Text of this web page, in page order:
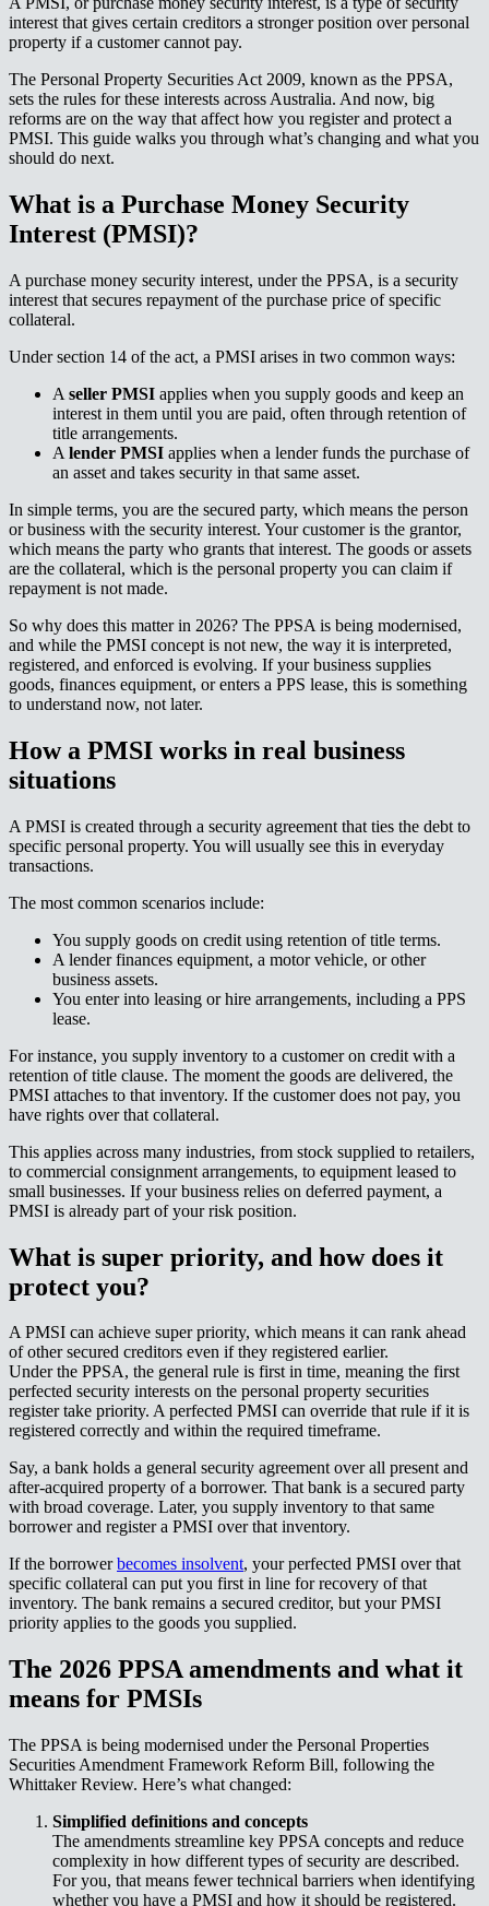
interest that gives certain creditors a stronger position over personal
property if a customer cannot pay.​​​​‌ ‍ ​‍​‍‌‍ ‌ ​‍‌‍‍‌‌‍‌ ‌‍‍‌‌‍ ‍​‍​‍​ ‍‍​‍​‍‌ ​ ‌‍​‌‌‍ ‍‌‍‍‌‌ ‌​‌ ‍‌​‍ ‍‌‍‍‌‌‍ ​‍​‍​‍ ​​‍​‍‌‍‍​‌ ​‍‌‍‌‌‌‍‌‍​‍​‍​ ‍‍​‍​‍‌‍‍​‌ ‌​‌ ‌​‌ ​​‌ ​ ​ ‍‍​‍ ​‍ ‌‍ ‌‌‍​‌‌‍​ ‌‍‍ ‌‍​‌‌ ‍‌​‍ ‌‌‍‌ ‌‍ ‌‍ ‌‍‌​‌ ‌ ‌‍‍‌‌‍ ‍​‍ ‍‌ ​ ‌‍​‌‌‍ ‍‌‍‍‌‌ ‌​‌ ‍‌​‍ ‍‌ ​ ‌ ‌​‌ ‌‌‌‍‌​‌‍‍‌‌‍ ​‍ ‌ ​ ‌ ‌​‌ ‌‌‌‍‌​‌‍‍‌‌‍ ​‍ ‌‍‍‌‌‍ ‍‌ ‌​‌‍‌‌‌‍ ‍‌ ‌​​‍ ‌‍‌‌‌‍‌​‌‍‍‌‌ ‌​​‍ ‌‍ ‌‌‍ ‌‍‌​‌‍‌‌​ ‌‌ ​​‌ ​‍‌‍‌‌‌ ​ ‌‍‌‌‌‍ ‍‌ ‌​‌‍​‌‌ ‌​‌‍‍‌‌‍ ‌‍ ‍​ ‍ ‌‍‍‌‌‍‌​​ ‌​ ‍​​ ‌​​ ​​‌‍​ ​ ‌​​ ‍​​ ‌​​ ​‍​‍ ‌‌‍​‌​ ​ ‌‍​‍‌‍​‍​‍ ‌​ ‌​​ ​ ‌‍‌‌​ ‌ ​‍ ‌‌‍​‌‌‍‌‌‌‍‌‌​ ‌​​‍ ‌‌‍‌‍‌‍​‌​ ‌ ‌‍​‍​ ​‌​ ​ ​ ‌‍​ ​‌‌‍​ ​ ‍​‌‍​ ‌‍‌‌​ ‍ ‌ ‌​‌ ‍‌‌ ​​‌‍‌‌​ ‌‌ ​​‌‍ ‌ ​ ‌ ‌​​ ‍ ‌ ​​‌‍​‌‌ ‌​‌‍‍​​ ‌‌‍​ ‌‍ ‌‍ ‍‌ ‌​‌‍‌‌‌‍ ‍‌ ‌​​‍‌‌​ ‌‌‌​​‍‌‌ ‌‍‍ ‌‍‌‌‌ ‍‌​‍‌‌​ ​ ‌​‌​​‍‌‌​ ​ ‌​‌​​‍‌‌​ ​‍​ ​‍​ ​ ​ ‌​‌‍​‌​ ‌‌‌‍‌‌​ ‌ ​ ‌ ​ ‌‍​ ‌​​ ‍‌​ ​‌​ ​‌​‍‌‌​ ​‍​ ​‍​‍‌‌​ ‌‌‌​‌​​‍ ‍‌‍​ ‌‍‍​‌‍‍‌‌‍ ​‌‍‌​‌ ​‍‌‍‌‌‌‍ ‍​‍‌‌​ ‌‌‌​​‍‌‌ ‌‍‍ ‌‍‌‌‌ ‍‌​‍‌‌​ ​ ‌​‌​​‍‌‌​ ​ ‌​‌​​‍‌‌​ ​‍​ ​‍​ ‍​​ ‌‍​ ‍‌‌‍‌‍​ ‌‍‌‍‌‌​ ‍​‌‍‌​‌‍‌‍​ ​​​ ​​​ ‌ ​‍‌‌​ ​‍​ ​‍​‍‌‌​ ‌‌‌​‌​​‍ ‍‌ ‌​‌‍‌‌‌ ‍​‌ ‌​​ ‌‍​‍‌‍​‌‌ ​ ‌‍‌‌‌‌‌‌‌ ​‍‌‍ ​​ ‌‌‍‍​‌ ‌​‌ ‌​‌ ​​‌ ​ ​‍‌‌​ ​ ‌​​‌​‍‌‌​ ​‍‌​‌‍​‍‌‌​ ​‍‌​‌‍‌‍ ‌‌‍​‌‌‍​ ‌‍‍ ‌‍​‌‌ ‍‌​‍ ‌‌‍‌ ‌‍ ‌‍ ‌‍‌​‌ ‌ ‌‍‍‌‌‍ ‍​‍ ‍‌ ​ ‌‍​‌‌‍ ‍‌‍‍‌‌ ‌​‌ ‍‌​‍ ‍‌ ​ ‌ ‌​‌ ‌‌‌‍‌​‌‍‍‌‌‍ ​‍‌‌​ ​‍‌​‌‍‌ ​ ‌ ‌​‌ ‌‌‌‍‌​‌‍‍‌‌‍ ​‍‌‍‌‍‍‌‌‍‌​​ ‌​ ‍​​ ‌​​ ​​‌‍​ ​ ‌​​ ‍​​ ‌​​ ​‍​‍ ‌‌‍​‌​ ​ ‌‍​‍‌‍​‍​‍ ‌​ ‌​​ ​ ‌‍‌‌​ ‌ ​‍ ‌‌‍​‌‌‍‌‌‌‍‌‌​ ‌​​‍ ‌‌‍‌‍‌‍​‌​ ‌ ‌‍​‍​ ​‌​ ​ ​ ‌‍​ ​‌‌‍​ ​ ‍​‌‍​ ‌‍‌‌​‍‌‍‌ ‌​‌ ‍‌‌ ​​‌‍‌‌​ ‌‌ ​​‌‍ ‌ ​ ‌ ‌​​‍‌‍‌ ​​‌‍​‌‌ ‌​‌‍‍​​ ‌‌‍​ ‌‍ ‌‍ ‍‌ ‌​‌‍‌‌‌‍ ‍‌ ‌​​‍‌‌​ ‌‌‌​​‍‌‌ ‌‍‍ ‌‍‌‌‌ ‍‌​‍‌‌​ ​ ‌​‌​​‍‌‌​ ​ ‌​‌​​‍‌‌​ ​‍​ ​‍​ ​ ​ ‌​‌‍​‌​ ‌‌‌‍‌‌​ ‌ ​ ‌ ​ ‌‍​ ‌​​ ‍‌​ ​‌​ ​‌​‍‌‌​ ​‍​ ​‍​‍‌‌​ ‌‌‌​‌​​‍ ‍‌‍​ ‌‍‍​‌‍‍‌‌‍ ​‌‍‌​‌ ​‍‌‍‌‌‌‍ ‍​‍‌‌​ ‌‌‌​​‍‌‌ ‌‍‍ ‌‍‌‌‌ ‍‌​‍‌‌​ ​ ‌​‌​​‍‌‌​ ​ ‌​‌​​‍‌‌​ ​‍​ ​‍​ ‍​​ ‌‍​ ‍‌‌‍‌‍​ ‌‍‌‍‌‌​ ‍​‌‍‌​‌‍‌‍​ ​​​ ​​​ ‌ ​‍‌‌​ ​‍​ ​‍​‍‌‌​ ‌‌‌​‌​​‍ ‍‌ ‌​‌‍‌‌‌ ‍​‌ ‌​​‍‌‍‌ ​​‌‍‌‌‌ ​‍‌ ​ ‌ ​​‌‍‌‌‌‍​ ‌ ‌​‌‍‍‌‌ ‌‍‌‍‌‌​ ‌‌ ​​‌ ‌‌‌‍​‍‌‍ ​‌‍‍‌‌ ​ ‌‍‍​‌‍‌‌‌‍‌​​‍​‍‌ ‌
The Personal Property Securities Act 2009, known as the PPSA,
sets the rules for these interests across Australia. And now, big
reforms are on the way that affect how you register and protect a
PMSI. This guide walks you through what’s changing and what you
should do next.​​​​‌ ‍ ​‍​‍‌‍ ‌ ​‍‌‍‍‌‌‍‌ ‌‍‍‌‌‍ ‍​‍​‍​ ‍‍​‍​‍‌ ​ ‌‍​‌‌‍ ‍‌‍‍‌‌ ‌​‌ ‍‌​‍ ‍‌‍‍‌‌‍ ​‍​‍​‍ ​​‍​‍‌‍‍​‌ ​‍‌‍‌‌‌‍‌‍​‍​‍​ ‍‍​‍​‍‌‍‍​‌ ‌​‌ ‌​‌ ​​‌ ​ ​ ‍‍​‍ ​‍ ‌‍ ‌‌‍​‌‌‍​ ‌‍‍ ‌‍​‌‌ ‍‌​‍ ‌‌‍‌ ‌‍ ‌‍ ‌‍‌​‌ ‌ ‌‍‍‌‌‍ ‍​‍ ‍‌ ​ ‌‍​‌‌‍ ‍‌‍‍‌‌ ‌​‌ ‍‌​‍ ‍‌ ​ ‌ ‌​‌ ‌‌‌‍‌​‌‍‍‌‌‍ ​‍ ‌ ​ ‌ ‌​‌ ‌‌‌‍‌​‌‍‍‌‌‍ ​‍ ‌‍‍‌‌‍ ‍‌ ‌​‌‍‌‌‌‍ ‍‌ ‌​​‍ ‌‍‌‌‌‍‌​‌‍‍‌‌ ‌​​‍ ‌‍ ‌‌‍ ‌‍‌​‌‍‌‌​ ‌‌ ​​‌ ​‍‌‍‌‌‌ ​ ‌‍‌‌‌‍ ‍‌ ‌​‌‍​‌‌ ‌​‌‍‍‌‌‍ ‌‍ ‍​ ‍ ‌‍‍‌‌‍‌​​ ‌​ ‍​​ ‌​​ ​​‌‍​ ​ ‌​​ ‍​​ ‌​​ ​‍​‍ ‌‌‍​‌​ ​ ‌‍​‍‌‍​‍​‍ ‌​ ‌​​ ​ ‌‍‌‌​ ‌ ​‍ ‌‌‍​‌‌‍‌‌‌‍‌‌​ ‌​​‍ ‌‌‍‌‍‌‍​‌​ ‌ ‌‍​‍​ ​‌​ ​ ​ ‌‍​ ​‌‌‍​ ​ ‍​‌‍​ ‌‍‌‌​ ‍ ‌ ‌​‌ ‍‌‌ ​​‌‍‌‌​ ‌‌ ​​‌‍ ‌ ​ ‌ ‌​​ ‍ ‌ ​​‌‍​‌‌ ‌​‌‍‍​​ ‌‌‍​ ‌‍ ‌‍ ‍‌ ‌​‌‍‌‌‌‍ ‍‌ ‌​​‍‌‌​ ‌‌‌​​‍‌‌ ‌‍‍ ‌‍‌‌‌ ‍‌​‍‌‌​ ​ ‌​‌​​‍‌‌​ ​ ‌​‌​​‍‌‌​ ​‍​ ​‍‌‍‌‍​ ‌‌​ ​‌​ ​ ​ ​​‌‍‌‌​ ​​​ ‌​‌‍‌‌​ ​​‌‍​ ​ ​ ​‍‌‌​ ​‍​ ​‍​‍‌‌​ ‌‌‌​‌​​‍ ‍‌‍​ ‌‍‍​‌‍‍‌‌‍ ​‌‍‌​‌ ​‍‌‍‌‌‌‍ ‍​‍‌‌​ ‌‌‌​​‍‌‌ ‌‍‍ ‌‍‌‌‌ ‍‌​‍‌‌​ ​ ‌​‌​​‍‌‌​ ​ ‌​‌​​‍‌‌​ ​‍​ ​‍​ ‌‍‌‍​‍​ ‌‌​ ​‌​ ‌‍​ ​​‌‍‌‌‌‍‌​‌‍​ ​ ‌​‌‍‌‌‌‍​ ​‍‌‌​ ​‍​ ​‍​‍‌‌​ ‌‌‌​‌​​‍ ‍‌ ‌​‌‍‌‌‌ ‍​‌ ‌​​ ‌‍​‍‌‍​‌‌ ​ ‌‍‌‌‌‌‌‌‌ ​‍‌‍ ​​ ‌‌‍‍​‌ ‌​‌ ‌​‌ ​​‌ ​ ​‍‌‌​ ​ ‌​​‌​‍‌‌​ ​‍‌​‌‍​‍‌‌​ ​‍‌​‌‍‌‍ ‌‌‍​‌‌‍​ ‌‍‍ ‌‍​‌‌ ‍‌​‍ ‌‌‍‌ ‌‍ ‌‍ ‌‍‌​‌ ‌ ‌‍‍‌‌‍ ‍​‍ ‍‌ ​ ‌‍​‌‌‍ ‍‌‍‍‌‌ ‌​‌ ‍‌​‍ ‍‌ ​ ‌ ‌​‌ ‌‌‌‍‌​‌‍‍‌‌‍ ​‍‌‌​ ​‍‌​‌‍‌ ​ ‌ ‌​‌ ‌‌‌‍‌​‌‍‍‌‌‍ ​‍‌‍‌‍‍‌‌‍‌​​ ‌​ ‍​​ ‌​​ ​​‌‍​ ​ ‌​​ ‍​​ ‌​​ ​‍​‍ ‌‌‍​‌​ ​ ‌‍​‍‌‍​‍​‍ ‌​ ‌​​ ​ ‌‍‌‌​ ‌ ​‍ ‌‌‍​‌‌‍‌‌‌‍‌‌​ ‌​​‍ ‌‌‍‌‍‌‍​‌​ ‌ ‌‍​‍​ ​‌​ ​ ​ ‌‍​ ​‌‌‍​ ​ ‍​‌‍​ ‌‍‌‌​‍‌‍‌ ‌​‌ ‍‌‌ ​​‌‍‌‌​ ‌‌ ​​‌‍ ‌ ​ ‌ ‌​​‍‌‍‌ ​​‌‍​‌‌ ‌​‌‍‍​​ ‌‌‍​ ‌‍ ‌‍ ‍‌ ‌​‌‍‌‌‌‍ ‍‌ ‌​​‍‌‌​ ‌‌‌​​‍‌‌ ‌‍‍ ‌‍‌‌‌ ‍‌​‍‌‌​ ​ ‌​‌​​‍‌‌​ ​ ‌​‌​​‍‌‌​ ​‍​ ​‍‌‍‌‍​ ‌‌​ ​‌​ ​ ​ ​​‌‍‌‌​ ​​​ ‌​‌‍‌‌​ ​​‌‍​ ​ ​ ​‍‌‌​ ​‍​ ​‍​‍‌‌​ ‌‌‌​‌​​‍ ‍‌‍​ ‌‍‍​‌‍‍‌‌‍ ​‌‍‌​‌ ​‍‌‍‌‌‌‍ ‍​‍‌‌​ ‌‌‌​​‍‌‌ ‌‍‍ ‌‍‌‌‌ ‍‌​‍‌‌​ ​ ‌​‌​​‍‌‌​ ​ ‌​‌​​‍‌‌​ ​‍​ ​‍​ ‌‍‌‍​‍​ ‌‌​ ​‌​ ‌‍​ ​​‌‍‌‌‌‍‌​‌‍​ ​ ‌​‌‍‌‌‌‍​ ​‍‌‌​ ​‍​ ​‍​‍‌‌​ ‌‌‌​‌​​‍ ‍‌ ‌​‌‍‌‌‌ ‍​‌ ‌​​‍‌‍‌ ​​‌‍‌‌‌ ​‍‌ ​ ‌ ​​‌‍‌‌‌‍​ ‌ ‌​‌‍‍‌‌ ‌‍‌‍‌‌​ ‌‌ ​​‌ ‌‌‌‍​‍‌‍ ​‌‍‍‌‌ ​ ‌‍‍​‌‍‌‌‌‍‌​​‍​‍‌ ‌
What is a Purchase Money Security
Interest (PMSI)?​​​​‌ ‍ ​‍​‍‌‍ ‌ ​‍‌‍‍‌‌‍‌ ‌‍‍‌‌‍ ‍​‍​‍​ ‍‍​‍​‍‌ ​ ‌‍​‌‌‍ ‍‌‍‍‌‌ ‌​‌ ‍‌​‍ ‍‌‍‍‌‌‍ ​‍​‍​‍ ​​‍​‍‌‍‍​‌ ​‍‌‍‌‌‌‍‌‍​‍​‍​ ‍‍​‍​‍‌‍‍​‌ ‌​‌ ‌​‌ ​​‌ ​ ​ ‍‍​‍ ​‍ ‌‍ ‌‌‍​‌‌‍​ ‌‍‍ ‌‍​‌‌ ‍‌​‍ ‌‌‍‌ ‌‍ ‌‍ ‌‍‌​‌ ‌ ‌‍‍‌‌‍ ‍​‍ ‍‌ ​ ‌‍​‌‌‍ ‍‌‍‍‌‌ ‌​‌ ‍‌​‍ ‍‌ ​ ‌ ‌​‌ ‌‌‌‍‌​‌‍‍‌‌‍ ​‍ ‌ ​ ‌ ‌​‌ ‌‌‌‍‌​‌‍‍‌‌‍ ​‍ ‌‍‍‌‌‍ ‍‌ ‌​‌‍‌‌‌‍ ‍‌ ‌​​‍ ‌‍‌‌‌‍‌​‌‍‍‌‌ ‌​​‍ ‌‍ ‌‌‍ ‌‍‌​‌‍‌‌​ ‌‌ ​​‌ ​‍‌‍‌‌‌ ​ ‌‍‌‌‌‍ ‍‌ ‌​‌‍​‌‌ ‌​‌‍‍‌‌‍ ‌‍ ‍​ ‍ ‌‍‍‌‌‍‌​​ ‌​ ‍​​ ‌​​ ​​‌‍​ ​ ‌​​ ‍​​ ‌​​ ​‍​‍ ‌‌‍​‌​ ​ ‌‍​‍‌‍​‍​‍ ‌​ ‌​​ ​ ‌‍‌‌​ ‌ ​‍ ‌‌‍​‌‌‍‌‌‌‍‌‌​ ‌​​‍ ‌‌‍‌‍‌‍​‌​ ‌ ‌‍​‍​ ​‌​ ​ ​ ‌‍​ ​‌‌‍​ ​ ‍​‌‍​ ‌‍‌‌​ ‍ ‌ ‌​‌ ‍‌‌ ​​‌‍‌‌​ ‌‌ ​​‌‍ ‌ ​ ‌ ‌​​ ‍ ‌ ​​‌‍​‌‌ ‌​‌‍‍​​ ‌‌‍​ ‌‍ ‌‍ ‍‌ ‌​‌‍‌‌‌‍ ‍‌ ‌​​‍‌‌​ ‌‌‌​​‍‌‌ ‌‍‍ ‌‍‌‌‌ ‍‌​‍‌‌​ ​ ‌​‌​​‍‌‌​ ​ ‌​‌​​‍‌‌​ ​‍​ ​‍‌‍​ ​ ​ ​ ​‍‌‍​‌​ ​​​ ‌‌‌‍​ ​ ‌‍‌‍​ ‌‍​‌​ ‍​​ ​‌​‍‌‌​ ​‍​ ​‍​‍‌‌​ ‌‌‌​‌​​‍ ‍‌‍​ ‌‍‍​‌‍‍‌‌‍ ​‌‍‌​‌ ​‍‌‍‌‌‌‍ ‍​‍‌‌​ ‌‌‌​​‍‌‌ ‌‍‍ ‌‍‌‌‌ ‍‌​‍‌‌​ ​ ‌​‌​​‍‌‌​ ​ ‌​‌​​‍‌‌​ ​‍​ ​‍‌‍​‍​ ‍‌​ ‌‍‌‍​‍‌‍‌‍‌‍​‌​ ‍‌​ ​‌​ ‍​‌‍‌​​ ​​‌‍​‌​‍‌‌​ ​‍​ ​‍​‍‌‌​ ‌‌‌​‌​​‍ ‍‌ ‌​‌‍‌‌‌ ‍​‌ ‌​​ ‌‍​‍‌‍​‌‌ ​ ‌‍‌‌‌‌‌‌‌ ​‍‌‍ ​​ ‌‌‍‍​‌ ‌​‌ ‌​‌ ​​‌ ​ ​‍‌‌​ ​ ‌​​‌​‍‌‌​ ​‍‌​‌‍​‍‌‌​ ​‍‌​‌‍‌‍ ‌‌‍​‌‌‍​ ‌‍‍ ‌‍​‌‌ ‍‌​‍ ‌‌‍‌ ‌‍ ‌‍ ‌‍‌​‌ ‌ ‌‍‍‌‌‍ ‍​‍ ‍‌ ​ ‌‍​‌‌‍ ‍‌‍‍‌‌ ‌​‌ ‍‌​‍ ‍‌ ​ ‌ ‌​‌ ‌‌‌‍‌​‌‍‍‌‌‍ ​‍‌‌​ ​‍‌​‌‍‌ ​ ‌ ‌​‌ ‌‌‌‍‌​‌‍‍‌‌‍ ​‍‌‍‌‍‍‌‌‍‌​​ ‌​ ‍​​ ‌​​ ​​‌‍​ ​ ‌​​ ‍​​ ‌​​ ​‍​‍ ‌‌‍​‌​ ​ ‌‍​‍‌‍​‍​‍ ‌​ ‌​​ ​ ‌‍‌‌​ ‌ ​‍ ‌‌‍​‌‌‍‌‌‌‍‌‌​ ‌​​‍ ‌‌‍‌‍‌‍​‌​ ‌ ‌‍​‍​ ​‌​ ​ ​ ‌‍​ ​‌‌‍​ ​ ‍​‌‍​ ‌‍‌‌​‍‌‍‌ ‌​‌ ‍‌‌ ​​‌‍‌‌​ ‌‌ ​​‌‍ ‌ ​ ‌ ‌​​‍‌‍‌ ​​‌‍​‌‌ ‌​‌‍‍​​ ‌‌‍​ ‌‍ ‌‍ ‍‌ ‌​‌‍‌‌‌‍ ‍‌ ‌​​‍‌‌​ ‌‌‌​​‍‌‌ ‌‍‍ ‌‍‌‌‌ ‍‌​‍‌‌​ ​ ‌​‌​​‍‌‌​ ​ ‌​‌​​‍‌‌​ ​‍​ ​‍‌‍​ ​ ​ ​ ​‍‌‍​‌​ ​​​ ‌‌‌‍​ ​ ‌‍‌‍​ ‌‍​‌​ ‍​​ ​‌​‍‌‌​ ​‍​ ​‍​‍‌‌​ ‌‌‌​‌​​‍ ‍‌‍​ ‌‍‍​‌‍‍‌‌‍ ​‌‍‌​‌ ​‍‌‍‌‌‌‍ ‍​‍‌‌​ ‌‌‌​​‍‌‌ ‌‍‍ ‌‍‌‌‌ ‍‌​‍‌‌​ ​ ‌​‌​​‍‌‌​ ​ ‌​‌​​‍‌‌​ ​‍​ ​‍‌‍​‍​ ‍‌​ ‌‍‌‍​‍‌‍‌‍‌‍​‌​ ‍‌​ ​‌​ ‍​‌‍‌​​ ​​‌‍​‌​‍‌‌​ ​‍​ ​‍​‍‌‌​ ‌‌‌​‌​​‍ ‍‌ ‌​‌‍‌‌‌ ‍​‌ ‌​​‍‌‍‌ ​​‌‍‌‌‌ ​‍‌ ​ ‌ ​​‌‍‌‌‌‍​ ‌ ‌​‌‍‍‌‌ ‌‍‌‍‌‌​ ‌‌ ​​‌ ‌‌‌‍​‍‌‍ ​‌‍‍‌‌ ​ ‌‍‍​‌‍‌‌‌‍‌​​‍​‍‌ ‌
A purchase money security interest, under the PPSA, is a security
interest that secures repayment of the purchase price of specific
collateral.​​​​‌ ‍ ​‍​‍‌‍ ‌ ​‍‌‍‍‌‌‍‌ ‌‍‍‌‌‍ ‍​‍​‍​ ‍‍​‍​‍‌ ​ ‌‍​‌‌‍ ‍‌‍‍‌‌ ‌​‌ ‍‌​‍ ‍‌‍‍‌‌‍ ​‍​‍​‍ ​​‍​‍‌‍‍​‌ ​‍‌‍‌‌‌‍‌‍​‍​‍​ ‍‍​‍​‍‌‍‍​‌ ‌​‌ ‌​‌ ​​‌ ​ ​ ‍‍​‍ ​‍ ‌‍ ‌‌‍​‌‌‍​ ‌‍‍ ‌‍​‌‌ ‍‌​‍ ‌‌‍‌ ‌‍ ‌‍ ‌‍‌​‌ ‌ ‌‍‍‌‌‍ ‍​‍ ‍‌ ​ ‌‍​‌‌‍ ‍‌‍‍‌‌ ‌​‌ ‍‌​‍ ‍‌ ​ ‌ ‌​‌ ‌‌‌‍‌​‌‍‍‌‌‍ ​‍ ‌ ​ ‌ ‌​‌ ‌‌‌‍‌​‌‍‍‌‌‍ ​‍ ‌‍‍‌‌‍ ‍‌ ‌​‌‍‌‌‌‍ ‍‌ ‌​​‍ ‌‍‌‌‌‍‌​‌‍‍‌‌ ‌​​‍ ‌‍ ‌‌‍ ‌‍‌​‌‍‌‌​ ‌‌ ​​‌ ​‍‌‍‌‌‌ ​ ‌‍‌‌‌‍ ‍‌ ‌​‌‍​‌‌ ‌​‌‍‍‌‌‍ ‌‍ ‍​ ‍ ‌‍‍‌‌‍‌​​ ‌​ ‍​​ ‌​​ ​​‌‍​ ​ ‌​​ ‍​​ ‌​​ ​‍​‍ ‌‌‍​‌​ ​ ‌‍​‍‌‍​‍​‍ ‌​ ‌​​ ​ ‌‍‌‌​ ‌ ​‍ ‌‌‍​‌‌‍‌‌‌‍‌‌​ ‌​​‍ ‌‌‍‌‍‌‍​‌​ ‌ ‌‍​‍​ ​‌​ ​ ​ ‌‍​ ​‌‌‍​ ​ ‍​‌‍​ ‌‍‌‌​ ‍ ‌ ‌​‌ ‍‌‌ ​​‌‍‌‌​ ‌‌ ​​‌‍ ‌ ​ ‌ ‌​​ ‍ ‌ ​​‌‍​‌‌ ‌​‌‍‍​​ ‌‌‍​ ‌‍ ‌‍ ‍‌ ‌​‌‍‌‌‌‍ ‍‌ ‌​​‍‌‌​ ‌‌‌​​‍‌‌ ‌‍‍ ‌‍‌‌‌ ‍‌​‍‌‌​ ​ ‌​‌​​‍‌‌​ ​ ‌​‌​​‍‌‌​ ​‍​ ​‍‌‍​ ​ ‌‌​ ​‍​ ​​​ ‌‌‌‍‌‍​ ‍‌​ ‌‍​ ‍​​ ​‍​ ‍‌​ ​‍​‍‌‌​ ​‍​ ​‍​‍‌‌​ ‌‌‌​‌​​‍ ‍‌‍​ ‌‍‍​‌‍‍‌‌‍ ​‌‍‌​‌ ​‍‌‍‌‌‌‍ ‍​‍‌‌​ ‌‌‌​​‍‌‌ ‌‍‍ ‌‍‌‌‌ ‍‌​‍‌‌​ ​ ‌​‌​​‍‌‌​ ​ ‌​‌​​‍‌‌​ ​‍​ ​‍‌‍​‍​ ​‌​ ‍​​ ‌‍‌‍​ ‌‍​‍‌‍‌‌​ ‍‌‌‍​‌​ ‍‌​ ‌‌​ ​‍​‍‌‌​ ​‍​ ​‍​‍‌‌​ ‌‌‌​‌​​‍ ‍‌ ‌​‌‍‌‌‌ ‍​‌ ‌​​ ‌‍​‍‌‍​‌‌ ​ ‌‍‌‌‌‌‌‌‌ ​‍‌‍ ​​ ‌‌‍‍​‌ ‌​‌ ‌​‌ ​​‌ ​ ​‍‌‌​ ​ ‌​​‌​‍‌‌​ ​‍‌​‌‍​‍‌‌​ ​‍‌​‌‍‌‍ ‌‌‍​‌‌‍​ ‌‍‍ ‌‍​‌‌ ‍‌​‍ ‌‌‍‌ ‌‍ ‌‍ ‌‍‌​‌ ‌ ‌‍‍‌‌‍ ‍​‍ ‍‌ ​ ‌‍​‌‌‍ ‍‌‍‍‌‌ ‌​‌ ‍‌​‍ ‍‌ ​ ‌ ‌​‌ ‌‌‌‍‌​‌‍‍‌‌‍ ​‍‌‌​ ​‍‌​‌‍‌ ​ ‌ ‌​‌ ‌‌‌‍‌​‌‍‍‌‌‍ ​‍‌‍‌‍‍‌‌‍‌​​ ‌​ ‍​​ ‌​​ ​​‌‍​ ​ ‌​​ ‍​​ ‌​​ ​‍​‍ ‌‌‍​‌​ ​ ‌‍​‍‌‍​‍​‍ ‌​ ‌​​ ​ ‌‍‌‌​ ‌ ​‍ ‌‌‍​‌‌‍‌‌‌‍‌‌​ ‌​​‍ ‌‌‍‌‍‌‍​‌​ ‌ ‌‍​‍​ ​‌​ ​ ​ ‌‍​ ​‌‌‍​ ​ ‍​‌‍​ ‌‍‌‌​‍‌‍‌ ‌​‌ ‍‌‌ ​​‌‍‌‌​ ‌‌ ​​‌‍ ‌ ​ ‌ ‌​​‍‌‍‌ ​​‌‍​‌‌ ‌​‌‍‍​​ ‌‌‍​ ‌‍ ‌‍ ‍‌ ‌​‌‍‌‌‌‍ ‍‌ ‌​​‍‌‌​ ‌‌‌​​‍‌‌ ‌‍‍ ‌‍‌‌‌ ‍‌​‍‌‌​ ​ ‌​‌​​‍‌‌​ ​ ‌​‌​​‍‌‌​ ​‍​ ​‍‌‍​ ​ ‌‌​ ​‍​ ​​​ ‌‌‌‍‌‍​ ‍‌​ ‌‍​ ‍​​ ​‍​ ‍‌​ ​‍​‍‌‌​ ​‍​ ​‍​‍‌‌​ ‌‌‌​‌​​‍ ‍‌‍​ ‌‍‍​‌‍‍‌‌‍ ​‌‍‌​‌ ​‍‌‍‌‌‌‍ ‍​‍‌‌​ ‌‌‌​​‍‌‌ ‌‍‍ ‌‍‌‌‌ ‍‌​‍‌‌​ ​ ‌​‌​​‍‌‌​ ​ ‌​‌​​‍‌‌​ ​‍​ ​‍‌‍​‍​ ​‌​ ‍​​ ‌‍‌‍​ ‌‍​‍‌‍‌‌​ ‍‌‌‍​‌​ ‍‌​ ‌‌​ ​‍​‍‌‌​ ​‍​ ​‍​‍‌‌​ ‌‌‌​‌​​‍ ‍‌ ‌​‌‍‌‌‌ ‍​‌ ‌​​‍‌‍‌ ​​‌‍‌‌‌ ​‍‌ ​ ‌ ​​‌‍‌‌‌‍​ ‌ ‌​‌‍‍‌‌ ‌‍‌‍‌‌​ ‌‌ ​​‌ ‌‌‌‍​‍‌‍ ​‌‍‍‌‌ ​ ‌‍‍​‌‍‌‌‌‍‌​​‍​‍‌ ‌
Under section 14 of the act, a PMSI arises in two common ways:​​​​‌ ‍ ​‍​‍‌‍ ‌ ​‍‌‍‍‌‌‍‌ ‌‍‍‌‌‍ ‍​‍​‍​ ‍‍​‍​‍‌ ​ ‌‍​‌‌‍ ‍‌‍‍‌‌ ‌​‌ ‍‌​‍ ‍‌‍‍‌‌‍ ​‍​‍​‍ ​​‍​‍‌‍‍​‌ ​‍‌‍‌‌‌‍‌‍​‍​‍​ ‍‍​‍​‍‌‍‍​‌ ‌​‌ ‌​‌ ​​‌ ​ ​ ‍‍​‍ ​‍ ‌‍ ‌‌‍​‌‌‍​ ‌‍‍ ‌‍​‌‌ ‍‌​‍ ‌‌‍‌ ‌‍ ‌‍ ‌‍‌​‌ ‌ ‌‍‍‌‌‍ ‍​‍ ‍‌ ​ ‌‍​‌‌‍ ‍‌‍‍‌‌ ‌​‌ ‍‌​‍ ‍‌ ​ ‌ ‌​‌ ‌‌‌‍‌​‌‍‍‌‌‍ ​‍ ‌ ​ ‌ ‌​‌ ‌‌‌‍‌​‌‍‍‌‌‍ ​‍ ‌‍‍‌‌‍ ‍‌ ‌​‌‍‌‌‌‍ ‍‌ ‌​​‍ ‌‍‌‌‌‍‌​‌‍‍‌‌ ‌​​‍ ‌‍ ‌‌‍ ‌‍‌​‌‍‌‌​ ‌‌ ​​‌ ​‍‌‍‌‌‌ ​ ‌‍‌‌‌‍ ‍‌ ‌​‌‍​‌‌ ‌​‌‍‍‌‌‍ ‌‍ ‍​ ‍ ‌‍‍‌‌‍‌​​ ‌​ ‍​​ ‌​​ ​​‌‍​ ​ ‌​​ ‍​​ ‌​​ ​‍​‍ ‌‌‍​‌​ ​ ‌‍​‍‌‍​‍​‍ ‌​ ‌​​ ​ ‌‍‌‌​ ‌ ​‍ ‌‌‍​‌‌‍‌‌‌‍‌‌​ ‌​​‍ ‌‌‍‌‍‌‍​‌​ ‌ ‌‍​‍​ ​‌​ ​ ​ ‌‍​ ​‌‌‍​ ​ ‍​‌‍​ ‌‍‌‌​ ‍ ‌ ‌​‌ ‍‌‌ ​​‌‍‌‌​ ‌‌ ​​‌‍ ‌ ​ ‌ ‌​​ ‍ ‌ ​​‌‍​‌‌ ‌​‌‍‍​​ ‌‌‍​ ‌‍ ‌‍ ‍‌ ‌​‌‍‌‌‌‍ ‍‌ ‌​​‍‌‌​ ‌‌‌​​‍‌‌ ‌‍‍ ‌‍‌‌‌ ‍‌​‍‌‌​ ​ ‌​‌​​‍‌‌​ ​ ‌​‌​​‍‌‌​ ​‍​ ​‍‌‍​‍​ ‌​​ ‌​​ ​​‌‍​‍‌‍‌​​ ‌​​ ‌‌​ ‍‌‌‍‌​​ ‌‌‌‍‌‍​‍‌‌​ ​‍​ ​‍​‍‌‌​ ‌‌‌​‌​​‍ ‍‌‍​ ‌‍‍​‌‍‍‌‌‍ ​‌‍‌​‌ ​‍‌‍‌‌‌‍ ‍​‍‌‌​ ‌‌‌​​‍‌‌ ‌‍‍ ‌‍‌‌‌ ‍‌​‍‌‌​ ​ ‌​‌​​‍‌‌​ ​ ‌​‌​​‍‌‌​ ​‍​ ​‍​ ‌‍‌‍‌​​ ​‌​ ‌​‌‍‌‍​ ‌‍​ ​‍‌‍​‍​ ‌‍​ ​​‌‍​‌​ ​ ​‍‌‌​ ​‍​ ​‍​‍‌‌​ ‌‌‌​‌​​‍ ‍‌ ‌​‌‍‌‌‌ ‍​‌ ‌​​ ‌‍​‍‌‍​‌‌ ​ ‌‍‌‌‌‌‌‌‌ ​‍‌‍ ​​ ‌‌‍‍​‌ ‌​‌ ‌​‌ ​​‌ ​ ​‍‌‌​ ​ ‌​​‌​‍‌‌​ ​‍‌​‌‍​‍‌‌​ ​‍‌​‌‍‌‍ ‌‌‍​‌‌‍​ ‌‍‍ ‌‍​‌‌ ‍‌​‍ ‌‌‍‌ ‌‍ ‌‍ ‌‍‌​‌ ‌ ‌‍‍‌‌‍ ‍​‍ ‍‌ ​ ‌‍​‌‌‍ ‍‌‍‍‌‌ ‌​‌ ‍‌​‍ ‍‌ ​ ‌ ‌​‌ ‌‌‌‍‌​‌‍‍‌‌‍ ​‍‌‌​ ​‍‌​‌‍‌ ​ ‌ ‌​‌ ‌‌‌‍‌​‌‍‍‌‌‍ ​‍‌‍‌‍‍‌‌‍‌​​ ‌​ ‍​​ ‌​​ ​​‌‍​ ​ ‌​​ ‍​​ ‌​​ ​‍​‍ ‌‌‍​‌​ ​ ‌‍​‍‌‍​‍​‍ ‌​ ‌​​ ​ ‌‍‌‌​ ‌ ​‍ ‌‌‍​‌‌‍‌‌‌‍‌‌​ ‌​​‍ ‌‌‍‌‍‌‍​‌​ ‌ ‌‍​‍​ ​‌​ ​ ​ ‌‍​ ​‌‌‍​ ​ ‍​‌‍​ ‌‍‌‌​‍‌‍‌ ‌​‌ ‍‌‌ ​​‌‍‌‌​ ‌‌ ​​‌‍ ‌ ​ ‌ ‌​​‍‌‍‌ ​​‌‍​‌‌ ‌​‌‍‍​​ ‌‌‍​ ‌‍ ‌‍ ‍‌ ‌​‌‍‌‌‌‍ ‍‌ ‌​​‍‌‌​ ‌‌‌​​‍‌‌ ‌‍‍ ‌‍‌‌‌ ‍‌​‍‌‌​ ​ ‌​‌​​‍‌‌​ ​ ‌​‌​​‍‌‌​ ​‍​ ​‍‌‍​‍​ ‌​​ ‌​​ ​​‌‍​‍‌‍‌​​ ‌​​ ‌‌​ ‍‌‌‍‌​​ ‌‌‌‍‌‍​‍‌‌​ ​‍​ ​‍​‍‌‌​ ‌‌‌​‌​​‍ ‍‌‍​ ‌‍‍​‌‍‍‌‌‍ ​‌‍‌​‌ ​‍‌‍‌‌‌‍ ‍​‍‌‌​ ‌‌‌​​‍‌‌ ‌‍‍ ‌‍‌‌‌ ‍‌​‍‌‌​ ​ ‌​‌​​‍‌‌​ ​ ‌​‌​​‍‌‌​ ​‍​ ​‍​ ‌‍‌‍‌​​ ​‌​ ‌​‌‍‌‍​ ‌‍​ ​‍‌‍​‍​ ‌‍​ ​​‌‍​‌​ ​ ​‍‌‌​ ​‍​ ​‍​‍‌‌​ ‌‌‌​‌​​‍ ‍‌ ‌​‌‍‌‌‌ ‍​‌ ‌​​‍‌‍‌ ​​‌‍‌‌‌ ​‍‌ ​ ‌ ​​‌‍‌‌‌‍​ ‌ ‌​‌‍‍‌‌ ‌‍‌‍‌‌​ ‌‌ ​​‌ ‌‌‌‍​‍‌‍ ​‌‍‍‌‌ ​ ‌‍‍​‌‍‌‌‌‍‌​​‍​‍‌ ‌
A ​​​​‌ ‍ ​‍​‍‌‍ ‌ ​‍‌‍‍‌‌‍‌ ‌‍‍‌‌‍ ‍​‍​‍​ ‍‍​‍​‍‌ ​ ‌‍​‌‌‍ ‍‌‍‍‌‌ ‌​‌ ‍‌​‍ ‍‌‍‍‌‌‍ ​‍​‍​‍ ​​‍​‍‌‍‍​‌ ​‍‌‍‌‌‌‍‌‍​‍​‍​ ‍‍​‍​‍‌‍‍​‌ ‌​‌ ‌​‌ ​​‌ ​ ​ ‍‍​‍ ​‍ ‌‍ ‌‌‍​‌‌‍​ ‌‍‍ ‌‍​‌‌ ‍‌​‍ ‌‌‍‌ ‌‍ ‌‍ ‌‍‌​‌ ‌ ‌‍‍‌‌‍ ‍​‍ ‍‌ ​ ‌‍​‌‌‍ ‍‌‍‍‌‌ ‌​‌ ‍‌​‍ ‍‌ ​ ‌ ‌​‌ ‌‌‌‍‌​‌‍‍‌‌‍ ​‍ ‌ ​ ‌ ‌​‌ ‌‌‌‍‌​‌‍‍‌‌‍ ​‍ ‌‍‍‌‌‍ ‍‌ ‌​‌‍‌‌‌‍ ‍‌ ‌​​‍ ‌‍‌‌‌‍‌​‌‍‍‌‌ ‌​​‍ ‌‍ ‌‌‍ ‌‍‌​‌‍‌‌​ ‌‌ ​​‌ ​‍‌‍‌‌‌ ​ ‌‍‌‌‌‍ ‍‌ ‌​‌‍​‌‌ ‌​‌‍‍‌‌‍ ‌‍ ‍​ ‍ ‌‍‍‌‌‍‌​​ ‌​ ‍​​ ‌​​ ​​‌‍​ ​ ‌​​ ‍​​ ‌​​ ​‍​‍ ‌‌‍​‌​ ​ ‌‍​‍‌‍​‍​‍ ‌​ ‌​​ ​ ‌‍‌‌​ ‌ ​‍ ‌‌‍​‌‌‍‌‌‌‍‌‌​ ‌​​‍ ‌‌‍‌‍‌‍​‌​ ‌ ‌‍​‍​ ​‌​ ​ ​ ‌‍​ ​‌‌‍​ ​ ‍​‌‍​ ‌‍‌‌​ ‍ ‌ ‌​‌ ‍‌‌ ​​‌‍‌‌​ ‌‌ ​​‌‍ ‌ ​ ‌ ‌​​ ‍ ‌ ​​‌‍​‌‌ ‌​‌‍‍​​ ‌‌‍​ ‌‍ ‌‍ ‍‌ ‌​‌‍‌‌‌‍ ‍‌ ‌​​‍‌‌​ ‌‌‌​​‍‌‌ ‌‍‍ ‌‍‌‌‌ ‍‌​‍‌‌​ ​ ‌​‌​​‍‌‌​ ​ ‌​‌​​‍‌‌​ ​‍​ ​‍​ ‌​‌‍​‌​ ​ ‌‍‌‍‌‍‌​​ ‌‌​ ​ ​ ​‌​ ​‍​ ​‌​ ​ ‌‍‌‌​‍‌‌​ ​‍​ ​‍​‍‌‌​ ‌‌‌​‌​​‍ ‍‌‍​ ‌‍‍​‌‍‍‌‌‍ ​‌‍‌​‌ ​‍‌‍‌‌‌‍ ‍​‍‌‌​ ‌‌‌​​‍‌‌ ‌‍‍ ‌‍‌‌‌ ‍‌​‍‌‌​ ​ ‌​‌​​‍‌‌​ ​ ‌​‌​​‍‌‌​ ​‍​ ​‍​ ‌‍‌‍‌‍​ ‍‌​ ​​​ ​​‌‍‌‍‌‍​ ‌‍‌‍​ ​‌‌‍‌‍​ ‌‌​ ‌​​‍‌‌​ ​‍​ ​‍​‍‌‌​ ‌‌‌​‌​​‍ ‍‌ ‌​‌‍‌‌‌ ‍​‌ ‌​​ ‌‍​‍‌‍​‌‌ ​ ‌‍‌‌‌‌‌‌‌ ​‍‌‍ ​​ ‌‌‍‍​‌ ‌​‌ ‌​‌ ​​‌ ​ ​‍‌‌​ ​ ‌​​‌​‍‌‌​ ​‍‌​‌‍​‍‌‌​ ​‍‌​‌‍‌‍ ‌‌‍​‌‌‍​ ‌‍‍ ‌‍​‌‌ ‍‌​‍ ‌‌‍‌ ‌‍ ‌‍ ‌‍‌​‌ ‌ ‌‍‍‌‌‍ ‍​‍ ‍‌ ​ ‌‍​‌‌‍ ‍‌‍‍‌‌ ‌​‌ ‍‌​‍ ‍‌ ​ ‌ ‌​‌ ‌‌‌‍‌​‌‍‍‌‌‍ ​‍‌‌​ ​‍‌​‌‍‌ ​ ‌ ‌​‌ ‌‌‌‍‌​‌‍‍‌‌‍ ​‍‌‍‌‍‍‌‌‍‌​​ ‌​ ‍​​ ‌​​ ​​‌‍​ ​ ‌​​ ‍​​ ‌​​ ​‍​‍ ‌‌‍​‌​ ​ ‌‍​‍‌‍​‍​‍ ‌​ ‌​​ ​ ‌‍‌‌​ ‌ ​‍ ‌‌‍​‌‌‍‌‌‌‍‌‌​ ‌​​‍ ‌‌‍‌‍‌‍​‌​ ‌ ‌‍​‍​ ​‌​ ​ ​ ‌‍​ ​‌‌‍​ ​ ‍​‌‍​ ‌‍‌‌​‍‌‍‌ ‌​‌ ‍‌‌ ​​‌‍‌‌​ ‌‌ ​​‌‍ ‌ ​ ‌ ‌​​‍‌‍‌ ​​‌‍​‌‌ ‌​‌‍‍​​ ‌‌‍​ ‌‍ ‌‍ ‍‌ ‌​‌‍‌‌‌‍ ‍‌ ‌​​‍‌‌​ ‌‌‌​​‍‌‌ ‌‍‍ ‌‍‌‌‌ ‍‌​‍‌‌​ ​ ‌​‌​​‍‌‌​ ​ ‌​‌​​‍‌‌​ ​‍​ ​‍​ ‌​‌‍​‌​ ​ ‌‍‌‍‌‍‌​​ ‌‌​ ​ ​ ​‌​ ​‍​ ​‌​ ​ ‌‍‌‌​‍‌‌​ ​‍​ ​‍​‍‌‌​ ‌‌‌​‌​​‍ ‍‌‍​ ‌‍‍​‌‍‍‌‌‍ ​‌‍‌​‌ ​‍‌‍‌‌‌‍ ‍​‍‌‌​ ‌‌‌​​‍‌‌ ‌‍‍ ‌‍‌‌‌ ‍‌​‍‌‌​ ​ ‌​‌​​‍‌‌​ ​ ‌​‌​​‍‌‌​ ​‍​ ​‍​ ‌‍‌‍‌‍​ ‍‌​ ​​​ ​​‌‍‌‍‌‍​ ‌‍‌‍​ ​‌‌‍‌‍​ ‌‌​ ‌​​‍‌‌​ ​‍​ ​‍​‍‌‌​ ‌‌‌​‌​​‍ ‍‌ ‌​‌‍‌‌‌ ‍​‌ ‌​​‍‌‍‌ ​​‌‍‌‌‌ ​‍‌ ​ ‌ ​​‌‍‌‌‌‍​ ‌ ‌​‌‍‍‌‌ ‌‍‌‍‌‌​ ‌‌ ​​‌ ‌‌‌‍​‍‌‍ ​‌‍‍‌‌ ​ ‌‍‍​‌‍‌‌‌‍‌​​‍​‍‌ ‌ seller PMSI​​​​‌ ‍ ​‍​‍‌‍ ‌ ​‍‌‍‍‌‌‍‌ ‌‍‍‌‌‍ ‍​‍​‍​ ‍‍​‍​‍‌ ​ ‌‍​‌‌‍ ‍‌‍‍‌‌ ‌​‌ ‍‌​‍ ‍‌‍‍‌‌‍ ​‍​‍​‍ ​​‍​‍‌‍‍​‌ ​‍‌‍‌‌‌‍‌‍​‍​‍​ ‍‍​‍​‍‌‍‍​‌ ‌​‌ ‌​‌ ​​‌ ​ ​ ‍‍​‍ ​‍ ‌‍ ‌‌‍​‌‌‍​ ‌‍‍ ‌‍​‌‌ ‍‌​‍ ‌‌‍‌ ‌‍ ‌‍ ‌‍‌​‌ ‌ ‌‍‍‌‌‍ ‍​‍ ‍‌ ​ ‌‍​‌‌‍ ‍‌‍‍‌‌ ‌​‌ ‍‌​‍ ‍‌ ​ ‌ ‌​‌ ‌‌‌‍‌​‌‍‍‌‌‍ ​‍ ‌ ​ ‌ ‌​‌ ‌‌‌‍‌​‌‍‍‌‌‍ ​‍ ‌‍‍‌‌‍ ‍‌ ‌​‌‍‌‌‌‍ ‍‌ ‌​​‍ ‌‍‌‌‌‍‌​‌‍‍‌‌ ‌​​‍ ‌‍ ‌‌‍ ‌‍‌​‌‍‌‌​ ‌‌ ​​‌ ​‍‌‍‌‌‌ ​ ‌‍‌‌‌‍ ‍‌ ‌​‌‍​‌‌ ‌​‌‍‍‌‌‍ ‌‍ ‍​ ‍ ‌‍‍‌‌‍‌​​ ‌​ ‍​​ ‌​​ ​​‌‍​ ​ ‌​​ ‍​​ ‌​​ ​‍​‍ ‌‌‍​‌​ ​ ‌‍​‍‌‍​‍​‍ ‌​ ‌​​ ​ ‌‍‌‌​ ‌ ​‍ ‌‌‍​‌‌‍‌‌‌‍‌‌​ ‌​​‍ ‌‌‍‌‍‌‍​‌​ ‌ ‌‍​‍​ ​‌​ ​ ​ ‌‍​ ​‌‌‍​ ​ ‍​‌‍​ ‌‍‌‌​ ‍ ‌ ‌​‌ ‍‌‌ ​​‌‍‌‌​ ‌‌ ​​‌‍ ‌ ​ ‌ ‌​​ ‍ ‌ ​​‌‍​‌‌ ‌​‌‍‍​​ ‌‌‍​ ‌‍ ‌‍ ‍‌ ‌​‌‍‌‌‌‍ ‍‌ ‌​​‍‌‌​ ‌‌‌​​‍‌‌ ‌‍‍ ‌‍‌‌‌ ‍‌​‍‌‌​ ​ ‌​‌​​‍‌‌​ ​ ‌​‌​​‍‌‌​ ​‍​ ​‍​ ‌​‌‍​‌​ ​ ‌‍‌‍‌‍‌​​ ‌‌​ ​ ​ ​‌​ ​‍​ ​‌​ ​ ‌‍‌‌​‍‌‌​ ​‍​ ​‍​‍‌‌​ ‌‌‌​‌​​‍ ‍‌‍​ ‌‍‍​‌‍‍‌‌‍ ​‌‍‌​‌ ​‍‌‍‌‌‌‍ ‍​‍‌‌​ ‌‌‌​​‍‌‌ ‌‍‍ ‌‍‌‌‌ ‍‌​‍‌‌​ ​ ‌​‌​​‍‌‌​ ​ ‌​‌​​‍‌‌​ ​‍​ ​‍​ ‌‌​ ​‌​ ‌‌​ ​‌​ ​ ​ ‌‍​ ‌‍​ ​‌​ ‍​‌‍​ ​ ​​‌‍​‌​‍‌‌​ ​‍​ ​‍​‍‌‌​ ‌‌‌​‌​​‍ ‍‌ ‌​‌‍‌‌‌ ‍​‌ ‌​​ ‌‍​‍‌‍​‌‌ ​ ‌‍‌‌‌‌‌‌‌ ​‍‌‍ ​​ ‌‌‍‍​‌ ‌​‌ ‌​‌ ​​‌ ​ ​‍‌‌​ ​ ‌​​‌​‍‌‌​ ​‍‌​‌‍​‍‌‌​ ​‍‌​‌‍‌‍ ‌‌‍​‌‌‍​ ‌‍‍ ‌‍​‌‌ ‍‌​‍ ‌‌‍‌ ‌‍ ‌‍ ‌‍‌​‌ ‌ ‌‍‍‌‌‍ ‍​‍ ‍‌ ​ ‌‍​‌‌‍ ‍‌‍‍‌‌ ‌​‌ ‍‌​‍ ‍‌ ​ ‌ ‌​‌ ‌‌‌‍‌​‌‍‍‌‌‍ ​‍‌‌​ ​‍‌​‌‍‌ ​ ‌ ‌​‌ ‌‌‌‍‌​‌‍‍‌‌‍ ​‍‌‍‌‍‍‌‌‍‌​​ ‌​ ‍​​ ‌​​ ​​‌‍​ ​ ‌​​ ‍​​ ‌​​ ​‍​‍ ‌‌‍​‌​ ​ ‌‍​‍‌‍​‍​‍ ‌​ ‌​​ ​ ‌‍‌‌​ ‌ ​‍ ‌‌‍​‌‌‍‌‌‌‍‌‌​ ‌​​‍ ‌‌‍‌‍‌‍​‌​ ‌ ‌‍​‍​ ​‌​ ​ ​ ‌‍​ ​‌‌‍​ ​ ‍​‌‍​ ‌‍‌‌​‍‌‍‌ ‌​‌ ‍‌‌ ​​‌‍‌‌​ ‌‌ ​​‌‍ ‌ ​ ‌ ‌​​‍‌‍‌ ​​‌‍​‌‌ ‌​‌‍‍​​ ‌‌‍​ ‌‍ ‌‍ ‍‌ ‌​‌‍‌‌‌‍ ‍‌ ‌​​‍‌‌​ ‌‌‌​​‍‌‌ ‌‍‍ ‌‍‌‌‌ ‍‌​‍‌‌​ ​ ‌​‌​​‍‌‌​ ​ ‌​‌​​‍‌‌​ ​‍​ ​‍​ ‌​‌‍​‌​ ​ ‌‍‌‍‌‍‌​​ ‌‌​ ​ ​ ​‌​ ​‍​ ​‌​ ​ ‌‍‌‌​‍‌‌​ ​‍​ ​‍​‍‌‌​ ‌‌‌​‌​​‍ ‍‌‍​ ‌‍‍​‌‍‍‌‌‍ ​‌‍‌​‌ ​‍‌‍‌‌‌‍ ‍​‍‌‌​ ‌‌‌​​‍‌‌ ‌‍‍ ‌‍‌‌‌ ‍‌​‍‌‌​ ​ ‌​‌​​‍‌‌​ ​ ‌​‌​​‍‌‌​ ​‍​ ​‍​ ‌‌​ ​‌​ ‌‌​ ​‌​ ​ ​ ‌‍​ ‌‍​ ​‌​ ‍​‌‍​ ​ ​​‌‍​‌​‍‌‌​ ​‍​ ​‍​‍‌‌​ ‌‌‌​‌​​‍ ‍‌ ‌​‌‍‌‌‌ ‍​‌ ‌​​‍‌‍‌ ​​‌‍‌‌‌ ​‍‌ ​ ‌ ​​‌‍‌‌‌‍​ ‌ ‌​‌‍‍‌‌ ‌‍‌‍‌‌​ ‌‌ ​​‌ ‌‌‌‍​‍‌‍ ​‌‍‍‌‌ ​ ‌‍‍​‌‍‌‌‌‍‌​​‍​‍‌ ‌ applies when you supply goods and keep an
interest in them until you are paid, often through retention of
title arrangements.​​​​‌ ‍ ​‍​‍‌‍ ‌ ​‍‌‍‍‌‌‍‌ ‌‍‍‌‌‍ ‍​‍​‍​ ‍‍​‍​‍‌ ​ ‌‍​‌‌‍ ‍‌‍‍‌‌ ‌​‌ ‍‌​‍ ‍‌‍‍‌‌‍ ​‍​‍​‍ ​​‍​‍‌‍‍​‌ ​‍‌‍‌‌‌‍‌‍​‍​‍​ ‍‍​‍​‍‌‍‍​‌ ‌​‌ ‌​‌ ​​‌ ​ ​ ‍‍​‍ ​‍ ‌‍ ‌‌‍​‌‌‍​ ‌‍‍ ‌‍​‌‌ ‍‌​‍ ‌‌‍‌ ‌‍ ‌‍ ‌‍‌​‌ ‌ ‌‍‍‌‌‍ ‍​‍ ‍‌ ​ ‌‍​‌‌‍ ‍‌‍‍‌‌ ‌​‌ ‍‌​‍ ‍‌ ​ ‌ ‌​‌ ‌‌‌‍‌​‌‍‍‌‌‍ ​‍ ‌ ​ ‌ ‌​‌ ‌‌‌‍‌​‌‍‍‌‌‍ ​‍ ‌‍‍‌‌‍ ‍‌ ‌​‌‍‌‌‌‍ ‍‌ ‌​​‍ ‌‍‌‌‌‍‌​‌‍‍‌‌ ‌​​‍ ‌‍ ‌‌‍ ‌‍‌​‌‍‌‌​ ‌‌ ​​‌ ​‍‌‍‌‌‌ ​ ‌‍‌‌‌‍ ‍‌ ‌​‌‍​‌‌ ‌​‌‍‍‌‌‍ ‌‍ ‍​ ‍ ‌‍‍‌‌‍‌​​ ‌​ ‍​​ ‌​​ ​​‌‍​ ​ ‌​​ ‍​​ ‌​​ ​‍​‍ ‌‌‍​‌​ ​ ‌‍​‍‌‍​‍​‍ ‌​ ‌​​ ​ ‌‍‌‌​ ‌ ​‍ ‌‌‍​‌‌‍‌‌‌‍‌‌​ ‌​​‍ ‌‌‍‌‍‌‍​‌​ ‌ ‌‍​‍​ ​‌​ ​ ​ ‌‍​ ​‌‌‍​ ​ ‍​‌‍​ ‌‍‌‌​ ‍ ‌ ‌​‌ ‍‌‌ ​​‌‍‌‌​ ‌‌ ​​‌‍ ‌ ​ ‌ ‌​​ ‍ ‌ ​​‌‍​‌‌ ‌​‌‍‍​​ ‌‌‍​ ‌‍ ‌‍ ‍‌ ‌​‌‍‌‌‌‍ ‍‌ ‌​​‍‌‌​ ‌‌‌​​‍‌‌ ‌‍‍ ‌‍‌‌‌ ‍‌​‍‌‌​ ​ ‌​‌​​‍‌‌​ ​ ‌​‌​​‍‌‌​ ​‍​ ​‍​ ‌​‌‍​‌​ ​ ‌‍‌‍‌‍‌​​ ‌‌​ ​ ​ ​‌​ ​‍​ ​‌​ ​ ‌‍‌‌​‍‌‌​ ​‍​ ​‍​‍‌‌​ ‌‌‌​‌​​‍ ‍‌‍​ ‌‍‍​‌‍‍‌‌‍ ​‌‍‌​‌ ​‍‌‍‌‌‌‍ ‍​‍‌‌​ ‌‌‌​​‍‌‌ ‌‍‍ ‌‍‌‌‌ ‍‌​‍‌‌​ ​ ‌​‌​​‍‌‌​ ​ ‌​‌​​‍‌‌​ ​‍​ ​‍​ ‌‍​ ‌​‌‍‌‍​ ​‌​ ​ ‌‍‌​‌‍‌‌‌‍‌​​ ‌​‌‍‌‌‌‍‌‌​ ‌ ​‍‌‌​ ​‍​ ​‍​‍‌‌​ ‌‌‌​‌​​‍ ‍‌ ‌​‌‍‌‌‌ ‍​‌ ‌​​ ‌‍​‍‌‍​‌‌ ​ ‌‍‌‌‌‌‌‌‌ ​‍‌‍ ​​ ‌‌‍‍​‌ ‌​‌ ‌​‌ ​​‌ ​ ​‍‌‌​ ​ ‌​​‌​‍‌‌​ ​‍‌​‌‍​‍‌‌​ ​‍‌​‌‍‌‍ ‌‌‍​‌‌‍​ ‌‍‍ ‌‍​‌‌ ‍‌​‍ ‌‌‍‌ ‌‍ ‌‍ ‌‍‌​‌ ‌ ‌‍‍‌‌‍ ‍​‍ ‍‌ ​ ‌‍​‌‌‍ ‍‌‍‍‌‌ ‌​‌ ‍‌​‍ ‍‌ ​ ‌ ‌​‌ ‌‌‌‍‌​‌‍‍‌‌‍ ​‍‌‌​ ​‍‌​‌‍‌ ​ ‌ ‌​‌ ‌‌‌‍‌​‌‍‍‌‌‍ ​‍‌‍‌‍‍‌‌‍‌​​ ‌​ ‍​​ ‌​​ ​​‌‍​ ​ ‌​​ ‍​​ ‌​​ ​‍​‍ ‌‌‍​‌​ ​ ‌‍​‍‌‍​‍​‍ ‌​ ‌​​ ​ ‌‍‌‌​ ‌ ​‍ ‌‌‍​‌‌‍‌‌‌‍‌‌​ ‌​​‍ ‌‌‍‌‍‌‍​‌​ ‌ ‌‍​‍​ ​‌​ ​ ​ ‌‍​ ​‌‌‍​ ​ ‍​‌‍​ ‌‍‌‌​‍‌‍‌ ‌​‌ ‍‌‌ ​​‌‍‌‌​ ‌‌ ​​‌‍ ‌ ​ ‌ ‌​​‍‌‍‌ ​​‌‍​‌‌ ‌​‌‍‍​​ ‌‌‍​ ‌‍ ‌‍ ‍‌ ‌​‌‍‌‌‌‍ ‍‌ ‌​​‍‌‌​ ‌‌‌​​‍‌‌ ‌‍‍ ‌‍‌‌‌ ‍‌​‍‌‌​ ​ ‌​‌​​‍‌‌​ ​ ‌​‌​​‍‌‌​ ​‍​ ​‍​ ‌​‌‍​‌​ ​ ‌‍‌‍‌‍‌​​ ‌‌​ ​ ​ ​‌​ ​‍​ ​‌​ ​ ‌‍‌‌​‍‌‌​ ​‍​ ​‍​‍‌‌​ ‌‌‌​‌​​‍ ‍‌‍​ ‌‍‍​‌‍‍‌‌‍ ​‌‍‌​‌ ​‍‌‍‌‌‌‍ ‍​‍‌‌​ ‌‌‌​​‍‌‌ ‌‍‍ ‌‍‌‌‌ ‍‌​‍‌‌​ ​ ‌​‌​​‍‌‌​ ​ ‌​‌​​‍‌‌​ ​‍​ ​‍​ ‌‍​ ‌​‌‍‌‍​ ​‌​ ​ ‌‍‌​‌‍‌‌‌‍‌​​ ‌​‌‍‌‌‌‍‌‌​ ‌ ​‍‌‌​ ​‍​ ​‍​‍‌‌​ ‌‌‌​‌​​‍ ‍‌ ‌​‌‍‌‌‌ ‍​‌ ‌​​‍‌‍‌ ​​‌‍‌‌‌ ​‍‌ ​ ‌ ​​‌‍‌‌‌‍​ ‌ ‌​‌‍‍‌‌ ‌‍‌‍‌‌​ ‌‌ ​​‌ ‌‌‌‍​‍‌‍ ​‌‍‍‌‌ ​ ‌‍‍​‌‍‌‌‌‍‌​​‍​‍‌ ‌
A ​​​​‌ ‍ ​‍​‍‌‍ ‌ ​‍‌‍‍‌‌‍‌ ‌‍‍‌‌‍ ‍​‍​‍​ ‍‍​‍​‍‌ ​ ‌‍​‌‌‍ ‍‌‍‍‌‌ ‌​‌ ‍‌​‍ ‍‌‍‍‌‌‍ ​‍​‍​‍ ​​‍​‍‌‍‍​‌ ​‍‌‍‌‌‌‍‌‍​‍​‍​ ‍‍​‍​‍‌‍‍​‌ ‌​‌ ‌​‌ ​​‌ ​ ​ ‍‍​‍ ​‍ ‌‍ ‌‌‍​‌‌‍​ ‌‍‍ ‌‍​‌‌ ‍‌​‍ ‌‌‍‌ ‌‍ ‌‍ ‌‍‌​‌ ‌ ‌‍‍‌‌‍ ‍​‍ ‍‌ ​ ‌‍​‌‌‍ ‍‌‍‍‌‌ ‌​‌ ‍‌​‍ ‍‌ ​ ‌ ‌​‌ ‌‌‌‍‌​‌‍‍‌‌‍ ​‍ ‌ ​ ‌ ‌​‌ ‌‌‌‍‌​‌‍‍‌‌‍ ​‍ ‌‍‍‌‌‍ ‍‌ ‌​‌‍‌‌‌‍ ‍‌ ‌​​‍ ‌‍‌‌‌‍‌​‌‍‍‌‌ ‌​​‍ ‌‍ ‌‌‍ ‌‍‌​‌‍‌‌​ ‌‌ ​​‌ ​‍‌‍‌‌‌ ​ ‌‍‌‌‌‍ ‍‌ ‌​‌‍​‌‌ ‌​‌‍‍‌‌‍ ‌‍ ‍​ ‍ ‌‍‍‌‌‍‌​​ ‌​ ‍​​ ‌​​ ​​‌‍​ ​ ‌​​ ‍​​ ‌​​ ​‍​‍ ‌‌‍​‌​ ​ ‌‍​‍‌‍​‍​‍ ‌​ ‌​​ ​ ‌‍‌‌​ ‌ ​‍ ‌‌‍​‌‌‍‌‌‌‍‌‌​ ‌​​‍ ‌‌‍‌‍‌‍​‌​ ‌ ‌‍​‍​ ​‌​ ​ ​ ‌‍​ ​‌‌‍​ ​ ‍​‌‍​ ‌‍‌‌​ ‍ ‌ ‌​‌ ‍‌‌ ​​‌‍‌‌​ ‌‌ ​​‌‍ ‌ ​ ‌ ‌​​ ‍ ‌ ​​‌‍​‌‌ ‌​‌‍‍​​ ‌‌‍​ ‌‍ ‌‍ ‍‌ ‌​‌‍‌‌‌‍ ‍‌ ‌​​‍‌‌​ ‌‌‌​​‍‌‌ ‌‍‍ ‌‍‌‌‌ ‍‌​‍‌‌​ ​ ‌​‌​​‍‌‌​ ​ ‌​‌​​‍‌‌​ ​‍​ ​‍‌‍​ ‌‍‌‍​ ​​‌‍‌​‌‍​‍​ ‌‍‌‍​ ​ ‌‌‌‍​ ​ ‍​‌‍​ ​ ‌‌​‍‌‌​ ​‍​ ​‍​‍‌‌​ ‌‌‌​‌​​‍ ‍‌‍​ ‌‍‍​‌‍‍‌‌‍ ​‌‍‌​‌ ​‍‌‍‌‌‌‍ ‍​‍‌‌​ ‌‌‌​​‍‌‌ ‌‍‍ ‌‍‌‌‌ ‍‌​‍‌‌​ ​ ‌​‌​​‍‌‌​ ​ ‌​‌​​‍‌‌​ ​‍​ ​‍‌‍‌​​ ‍‌​ ​‌​ ‍​​ ‍‌​ ​‍‌‍‌‌‌‍‌​‌‍​‌‌‍​‌‌‍​ ‌‍‌‌​‍‌‌​ ​‍​ ​‍​‍‌‌​ ‌‌‌​‌​​‍ ‍‌ ‌​‌‍‌‌‌ ‍​‌ ‌​​ ‌‍​‍‌‍​‌‌ ​ ‌‍‌‌‌‌‌‌‌ ​‍‌‍ ​​ ‌‌‍‍​‌ ‌​‌ ‌​‌ ​​‌ ​ ​‍‌‌​ ​ ‌​​‌​‍‌‌​ ​‍‌​‌‍​‍‌‌​ ​‍‌​‌‍‌‍ ‌‌‍​‌‌‍​ ‌‍‍ ‌‍​‌‌ ‍‌​‍ ‌‌‍‌ ‌‍ ‌‍ ‌‍‌​‌ ‌ ‌‍‍‌‌‍ ‍​‍ ‍‌ ​ ‌‍​‌‌‍ ‍‌‍‍‌‌ ‌​‌ ‍‌​‍ ‍‌ ​ ‌ ‌​‌ ‌‌‌‍‌​‌‍‍‌‌‍ ​‍‌‌​ ​‍‌​‌‍‌ ​ ‌ ‌​‌ ‌‌‌‍‌​‌‍‍‌‌‍ ​‍‌‍‌‍‍‌‌‍‌​​ ‌​ ‍​​ ‌​​ ​​‌‍​ ​ ‌​​ ‍​​ ‌​​ ​‍​‍ ‌‌‍​‌​ ​ ‌‍​‍‌‍​‍​‍ ‌​ ‌​​ ​ ‌‍‌‌​ ‌ ​‍ ‌‌‍​‌‌‍‌‌‌‍‌‌​ ‌​​‍ ‌‌‍‌‍‌‍​‌​ ‌ ‌‍​‍​ ​‌​ ​ ​ ‌‍​ ​‌‌‍​ ​ ‍​‌‍​ ‌‍‌‌​‍‌‍‌ ‌​‌ ‍‌‌ ​​‌‍‌‌​ ‌‌ ​​‌‍ ‌ ​ ‌ ‌​​‍‌‍‌ ​​‌‍​‌‌ ‌​‌‍‍​​ ‌‌‍​ ‌‍ ‌‍ ‍‌ ‌​‌‍‌‌‌‍ ‍‌ ‌​​‍‌‌​ ‌‌‌​​‍‌‌ ‌‍‍ ‌‍‌‌‌ ‍‌​‍‌‌​ ​ ‌​‌​​‍‌‌​ ​ ‌​‌​​‍‌‌​ ​‍​ ​‍‌‍​ ‌‍‌‍​ ​​‌‍‌​‌‍​‍​ ‌‍‌‍​ ​ ‌‌‌‍​ ​ ‍​‌‍​ ​ ‌‌​‍‌‌​ ​‍​ ​‍​‍‌‌​ ‌‌‌​‌​​‍ ‍‌‍​ ‌‍‍​‌‍‍‌‌‍ ​‌‍‌​‌ ​‍‌‍‌‌‌‍ ‍​‍‌‌​ ‌‌‌​​‍‌‌ ‌‍‍ ‌‍‌‌‌ ‍‌​‍‌‌​ ​ ‌​‌​​‍‌‌​ ​ ‌​‌​​‍‌‌​ ​‍​ ​‍‌‍‌​​ ‍‌​ ​‌​ ‍​​ ‍‌​ ​‍‌‍‌‌‌‍‌​‌‍​‌‌‍​‌‌‍​ ‌‍‌‌​‍‌‌​ ​‍​ ​‍​‍‌‌​ ‌‌‌​‌​​‍ ‍‌ ‌​‌‍‌‌‌ ‍​‌ ‌​​‍‌‍‌ ​​‌‍‌‌‌ ​‍‌ ​ ‌ ​​‌‍‌‌‌‍​ ‌ ‌​‌‍‍‌‌ ‌‍‌‍‌‌​ ‌‌ ​​‌ ‌‌‌‍​‍‌‍ ​‌‍‍‌‌ ​ ‌‍‍​‌‍‌‌‌‍‌​​‍​‍‌ ‌ lender PMSI​​​​‌ ‍ ​‍​‍‌‍ ‌ ​‍‌‍‍‌‌‍‌ ‌‍‍‌‌‍ ‍​‍​‍​ ‍‍​‍​‍‌ ​ ‌‍​‌‌‍ ‍‌‍‍‌‌ ‌​‌ ‍‌​‍ ‍‌‍‍‌‌‍ ​‍​‍​‍ ​​‍​‍‌‍‍​‌ ​‍‌‍‌‌‌‍‌‍​‍​‍​ ‍‍​‍​‍‌‍‍​‌ ‌​‌ ‌​‌ ​​‌ ​ ​ ‍‍​‍ ​‍ ‌‍ ‌‌‍​‌‌‍​ ‌‍‍ ‌‍​‌‌ ‍‌​‍ ‌‌‍‌ ‌‍ ‌‍ ‌‍‌​‌ ‌ ‌‍‍‌‌‍ ‍​‍ ‍‌ ​ ‌‍​‌‌‍ ‍‌‍‍‌‌ ‌​‌ ‍‌​‍ ‍‌ ​ ‌ ‌​‌ ‌‌‌‍‌​‌‍‍‌‌‍ ​‍ ‌ ​ ‌ ‌​‌ ‌‌‌‍‌​‌‍‍‌‌‍ ​‍ ‌‍‍‌‌‍ ‍‌ ‌​‌‍‌‌‌‍ ‍‌ ‌​​‍ ‌‍‌‌‌‍‌​‌‍‍‌‌ ‌​​‍ ‌‍ ‌‌‍ ‌‍‌​‌‍‌‌​ ‌‌ ​​‌ ​‍‌‍‌‌‌ ​ ‌‍‌‌‌‍ ‍‌ ‌​‌‍​‌‌ ‌​‌‍‍‌‌‍ ‌‍ ‍​ ‍ ‌‍‍‌‌‍‌​​ ‌​ ‍​​ ‌​​ ​​‌‍​ ​ ‌​​ ‍​​ ‌​​ ​‍​‍ ‌‌‍​‌​ ​ ‌‍​‍‌‍​‍​‍ ‌​ ‌​​ ​ ‌‍‌‌​ ‌ ​‍ ‌‌‍​‌‌‍‌‌‌‍‌‌​ ‌​​‍ ‌‌‍‌‍‌‍​‌​ ‌ ‌‍​‍​ ​‌​ ​ ​ ‌‍​ ​‌‌‍​ ​ ‍​‌‍​ ‌‍‌‌​ ‍ ‌ ‌​‌ ‍‌‌ ​​‌‍‌‌​ ‌‌ ​​‌‍ ‌ ​ ‌ ‌​​ ‍ ‌ ​​‌‍​‌‌ ‌​‌‍‍​​ ‌‌‍​ ‌‍ ‌‍ ‍‌ ‌​‌‍‌‌‌‍ ‍‌ ‌​​‍‌‌​ ‌‌‌​​‍‌‌ ‌‍‍ ‌‍‌‌‌ ‍‌​‍‌‌​ ​ ‌​‌​​‍‌‌​ ​ ‌​‌​​‍‌‌​ ​‍​ ​‍‌‍​ ‌‍‌‍​ ​​‌‍‌​‌‍​‍​ ‌‍‌‍​ ​ ‌‌‌‍​ ​ ‍​‌‍​ ​ ‌‌​‍‌‌​ ​‍​ ​‍​‍‌‌​ ‌‌‌​‌​​‍ ‍‌‍​ ‌‍‍​‌‍‍‌‌‍ ​‌‍‌​‌ ​‍‌‍‌‌‌‍ ‍​‍‌‌​ ‌‌‌​​‍‌‌ ‌‍‍ ‌‍‌‌‌ ‍‌​‍‌‌​ ​ ‌​‌​​‍‌‌​ ​ ‌​‌​​‍‌‌​ ​‍​ ​‍​ ‌‍‌‍‌‌​ ‌‌‌‍‌‌​ ‍‌​ ‌‍​ ​‍‌‍​ ‌‍​‍‌‍​‍​ ‌ ‌‍​‍​‍‌‌​ ​‍​ ​‍​‍‌‌​ ‌‌‌​‌​​‍ ‍‌ ‌​‌‍‌‌‌ ‍​‌ ‌​​ ‌‍​‍‌‍​‌‌ ​ ‌‍‌‌‌‌‌‌‌ ​‍‌‍ ​​ ‌‌‍‍​‌ ‌​‌ ‌​‌ ​​‌ ​ ​‍‌‌​ ​ ‌​​‌​‍‌‌​ ​‍‌​‌‍​‍‌‌​ ​‍‌​‌‍‌‍ ‌‌‍​‌‌‍​ ‌‍‍ ‌‍​‌‌ ‍‌​‍ ‌‌‍‌ ‌‍ ‌‍ ‌‍‌​‌ ‌ ‌‍‍‌‌‍ ‍​‍ ‍‌ ​ ‌‍​‌‌‍ ‍‌‍‍‌‌ ‌​‌ ‍‌​‍ ‍‌ ​ ‌ ‌​‌ ‌‌‌‍‌​‌‍‍‌‌‍ ​‍‌‌​ ​‍‌​‌‍‌ ​ ‌ ‌​‌ ‌‌‌‍‌​‌‍‍‌‌‍ ​‍‌‍‌‍‍‌‌‍‌​​ ‌​ ‍​​ ‌​​ ​​‌‍​ ​ ‌​​ ‍​​ ‌​​ ​‍​‍ ‌‌‍​‌​ ​ ‌‍​‍‌‍​‍​‍ ‌​ ‌​​ ​ ‌‍‌‌​ ‌ ​‍ ‌‌‍​‌‌‍‌‌‌‍‌‌​ ‌​​‍ ‌‌‍‌‍‌‍​‌​ ‌ ‌‍​‍​ ​‌​ ​ ​ ‌‍​ ​‌‌‍​ ​ ‍​‌‍​ ‌‍‌‌​‍‌‍‌ ‌​‌ ‍‌‌ ​​‌‍‌‌​ ‌‌ ​​‌‍ ‌ ​ ‌ ‌​​‍‌‍‌ ​​‌‍​‌‌ ‌​‌‍‍​​ ‌‌‍​ ‌‍ ‌‍ ‍‌ ‌​‌‍‌‌‌‍ ‍‌ ‌​​‍‌‌​ ‌‌‌​​‍‌‌ ‌‍‍ ‌‍‌‌‌ ‍‌​‍‌‌​ ​ ‌​‌​​‍‌‌​ ​ ‌​‌​​‍‌‌​ ​‍​ ​‍‌‍​ ‌‍‌‍​ ​​‌‍‌​‌‍​‍​ ‌‍‌‍​ ​ ‌‌‌‍​ ​ ‍​‌‍​ ​ ‌‌​‍‌‌​ ​‍​ ​‍​‍‌‌​ ‌‌‌​‌​​‍ ‍‌‍​ ‌‍‍​‌‍‍‌‌‍ ​‌‍‌​‌ ​‍‌‍‌‌‌‍ ‍​‍‌‌​ ‌‌‌​​‍‌‌ ‌‍‍ ‌‍‌‌‌ ‍‌​‍‌‌​ ​ ‌​‌​​‍‌‌​ ​ ‌​‌​​‍‌‌​ ​‍​ ​‍​ ‌‍‌‍‌‌​ ‌‌‌‍‌‌​ ‍‌​ ‌‍​ ​‍‌‍​ ‌‍​‍‌‍​‍​ ‌ ‌‍​‍​‍‌‌​ ​‍​ ​‍​‍‌‌​ ‌‌‌​‌​​‍ ‍‌ ‌​‌‍‌‌‌ ‍​‌ ‌​​‍‌‍‌ ​​‌‍‌‌‌ ​‍‌ ​ ‌ ​​‌‍‌‌‌‍​ ‌ ‌​‌‍‍‌‌ ‌‍‌‍‌‌​ ‌‌ ​​‌ ‌‌‌‍​‍‌‍ ​‌‍‍‌‌ ​ ‌‍‍​‌‍‌‌‌‍‌​​‍​‍‌ ‌ applies when a lender funds the purchase of
an asset and takes security in that same asset.​​​​‌ ‍ ​‍​‍‌‍ ‌ ​‍‌‍‍‌‌‍‌ ‌‍‍‌‌‍ ‍​‍​‍​ ‍‍​‍​‍‌ ​ ‌‍​‌‌‍ ‍‌‍‍‌‌ ‌​‌ ‍‌​‍ ‍‌‍‍‌‌‍ ​‍​‍​‍ ​​‍​‍‌‍‍​‌ ​‍‌‍‌‌‌‍‌‍​‍​‍​ ‍‍​‍​‍‌‍‍​‌ ‌​‌ ‌​‌ ​​‌ ​ ​ ‍‍​‍ ​‍ ‌‍ ‌‌‍​‌‌‍​ ‌‍‍ ‌‍​‌‌ ‍‌​‍ ‌‌‍‌ ‌‍ ‌‍ ‌‍‌​‌ ‌ ‌‍‍‌‌‍ ‍​‍ ‍‌ ​ ‌‍​‌‌‍ ‍‌‍‍‌‌ ‌​‌ ‍‌​‍ ‍‌ ​ ‌ ‌​‌ ‌‌‌‍‌​‌‍‍‌‌‍ ​‍ ‌ ​ ‌ ‌​‌ ‌‌‌‍‌​‌‍‍‌‌‍ ​‍ ‌‍‍‌‌‍ ‍‌ ‌​‌‍‌‌‌‍ ‍‌ ‌​​‍ ‌‍‌‌‌‍‌​‌‍‍‌‌ ‌​​‍ ‌‍ ‌‌‍ ‌‍‌​‌‍‌‌​ ‌‌ ​​‌ ​‍‌‍‌‌‌ ​ ‌‍‌‌‌‍ ‍‌ ‌​‌‍​‌‌ ‌​‌‍‍‌‌‍ ‌‍ ‍​ ‍ ‌‍‍‌‌‍‌​​ ‌​ ‍​​ ‌​​ ​​‌‍​ ​ ‌​​ ‍​​ ‌​​ ​‍​‍ ‌‌‍​‌​ ​ ‌‍​‍‌‍​‍​‍ ‌​ ‌​​ ​ ‌‍‌‌​ ‌ ​‍ ‌‌‍​‌‌‍‌‌‌‍‌‌​ ‌​​‍ ‌‌‍‌‍‌‍​‌​ ‌ ‌‍​‍​ ​‌​ ​ ​ ‌‍​ ​‌‌‍​ ​ ‍​‌‍​ ‌‍‌‌​ ‍ ‌ ‌​‌ ‍‌‌ ​​‌‍‌‌​ ‌‌ ​​‌‍ ‌ ​ ‌ ‌​​ ‍ ‌ ​​‌‍​‌‌ ‌​‌‍‍​​ ‌‌‍​ ‌‍ ‌‍ ‍‌ ‌​‌‍‌‌‌‍ ‍‌ ‌​​‍‌‌​ ‌‌‌​​‍‌‌ ‌‍‍ ‌‍‌‌‌ ‍‌​‍‌‌​ ​ ‌​‌​​‍‌‌​ ​ ‌​‌​​‍‌‌​ ​‍​ ​‍‌‍​ ‌‍‌‍​ ​​‌‍‌​‌‍​‍​ ‌‍‌‍​ ​ ‌‌‌‍​ ​ ‍​‌‍​ ​ ‌‌​‍‌‌​ ​‍​ ​‍​‍‌‌​ ‌‌‌​‌​​‍ ‍‌‍​ ‌‍‍​‌‍‍‌‌‍ ​‌‍‌​‌ ​‍‌‍‌‌‌‍ ‍​‍‌‌​ ‌‌‌​​‍‌‌ ‌‍‍ ‌‍‌‌‌ ‍‌​‍‌‌​ ​ ‌​‌​​‍‌‌​ ​ ‌​‌​​‍‌‌​ ​‍​ ​‍‌‍‌‍‌‍‌‍‌‍‌​​ ‌‍‌‍‌‌​ ​‍‌‍‌‌​ ​‌‌‍‌‌​ ​ ​ ​​‌‍​ ​‍‌‌​ ​‍​ ​‍​‍‌‌​ ‌‌‌​‌​​‍ ‍‌ ‌​‌‍‌‌‌ ‍​‌ ‌​​ ‌‍​‍‌‍​‌‌ ​ ‌‍‌‌‌‌‌‌‌ ​‍‌‍ ​​ ‌‌‍‍​‌ ‌​‌ ‌​‌ ​​‌ ​ ​‍‌‌​ ​ ‌​​‌​‍‌‌​ ​‍‌​‌‍​‍‌‌​ ​‍‌​‌‍‌‍ ‌‌‍​‌‌‍​ ‌‍‍ ‌‍​‌‌ ‍‌​‍ ‌‌‍‌ ‌‍ ‌‍ ‌‍‌​‌ ‌ ‌‍‍‌‌‍ ‍​‍ ‍‌ ​ ‌‍​‌‌‍ ‍‌‍‍‌‌ ‌​‌ ‍‌​‍ ‍‌ ​ ‌ ‌​‌ ‌‌‌‍‌​‌‍‍‌‌‍ ​‍‌‌​ ​‍‌​‌‍‌ ​ ‌ ‌​‌ ‌‌‌‍‌​‌‍‍‌‌‍ ​‍‌‍‌‍‍‌‌‍‌​​ ‌​ ‍​​ ‌​​ ​​‌‍​ ​ ‌​​ ‍​​ ‌​​ ​‍​‍ ‌‌‍​‌​ ​ ‌‍​‍‌‍​‍​‍ ‌​ ‌​​ ​ ‌‍‌‌​ ‌ ​‍ ‌‌‍​‌‌‍‌‌‌‍‌‌​ ‌​​‍ ‌‌‍‌‍‌‍​‌​ ‌ ‌‍​‍​ ​‌​ ​ ​ ‌‍​ ​‌‌‍​ ​ ‍​‌‍​ ‌‍‌‌​‍‌‍‌ ‌​‌ ‍‌‌ ​​‌‍‌‌​ ‌‌ ​​‌‍ ‌ ​ ‌ ‌​​‍‌‍‌ ​​‌‍​‌‌ ‌​‌‍‍​​ ‌‌‍​ ‌‍ ‌‍ ‍‌ ‌​‌‍‌‌‌‍ ‍‌ ‌​​‍‌‌​ ‌‌‌​​‍‌‌ ‌‍‍ ‌‍‌‌‌ ‍‌​‍‌‌​ ​ ‌​‌​​‍‌‌​ ​ ‌​‌​​‍‌‌​ ​‍​ ​‍‌‍​ ‌‍‌‍​ ​​‌‍‌​‌‍​‍​ ‌‍‌‍​ ​ ‌‌‌‍​ ​ ‍​‌‍​ ​ ‌‌​‍‌‌​ ​‍​ ​‍​‍‌‌​ ‌‌‌​‌​​‍ ‍‌‍​ ‌‍‍​‌‍‍‌‌‍ ​‌‍‌​‌ ​‍‌‍‌‌‌‍ ‍​‍‌‌​ ‌‌‌​​‍‌‌ ‌‍‍ ‌‍‌‌‌ ‍‌​‍‌‌​ ​ ‌​‌​​‍‌‌​ ​ ‌​‌​​‍‌‌​ ​‍​ ​‍‌‍‌‍‌‍‌‍‌‍‌​​ ‌‍‌‍‌‌​ ​‍‌‍‌‌​ ​‌‌‍‌‌​ ​ ​ ​​‌‍​ ​‍‌‌​ ​‍​ ​‍​‍‌‌​ ‌‌‌​‌​​‍ ‍‌ ‌​‌‍‌‌‌ ‍​‌ ‌​​‍‌‍‌ ​​‌‍‌‌‌ ​‍‌ ​ ‌ ​​‌‍‌‌‌‍​ ‌ ‌​‌‍‍‌‌ ‌‍‌‍‌‌​ ‌‌ ​​‌ ‌‌‌‍​‍‌‍ ​‌‍‍‌‌ ​ ‌‍‍​‌‍‌‌‌‍‌​​‍​‍‌ ‌
In simple terms, you are the secured party, which means the person
or business with the security interest. Your customer is the grantor,
which means the party who grants that interest. The goods or assets
are the collateral, which is the personal property you can claim if
repayment is not made.​​​​‌ ‍ ​‍​‍‌‍ ‌ ​‍‌‍‍‌‌‍‌ ‌‍‍‌‌‍ ‍​‍​‍​ ‍‍​‍​‍‌ ​ ‌‍​‌‌‍ ‍‌‍‍‌‌ ‌​‌ ‍‌​‍ ‍‌‍‍‌‌‍ ​‍​‍​‍ ​​‍​‍‌‍‍​‌ ​‍‌‍‌‌‌‍‌‍​‍​‍​ ‍‍​‍​‍‌‍‍​‌ ‌​‌ ‌​‌ ​​‌ ​ ​ ‍‍​‍ ​‍ ‌‍ ‌‌‍​‌‌‍​ ‌‍‍ ‌‍​‌‌ ‍‌​‍ ‌‌‍‌ ‌‍ ‌‍ ‌‍‌​‌ ‌ ‌‍‍‌‌‍ ‍​‍ ‍‌ ​ ‌‍​‌‌‍ ‍‌‍‍‌‌ ‌​‌ ‍‌​‍ ‍‌ ​ ‌ ‌​‌ ‌‌‌‍‌​‌‍‍‌‌‍ ​‍ ‌ ​ ‌ ‌​‌ ‌‌‌‍‌​‌‍‍‌‌‍ ​‍ ‌‍‍‌‌‍ ‍‌ ‌​‌‍‌‌‌‍ ‍‌ ‌​​‍ ‌‍‌‌‌‍‌​‌‍‍‌‌ ‌​​‍ ‌‍ ‌‌‍ ‌‍‌​‌‍‌‌​ ‌‌ ​​‌ ​‍‌‍‌‌‌ ​ ‌‍‌‌‌‍ ‍‌ ‌​‌‍​‌‌ ‌​‌‍‍‌‌‍ ‌‍ ‍​ ‍ ‌‍‍‌‌‍‌​​ ‌​ ‍​​ ‌​​ ​​‌‍​ ​ ‌​​ ‍​​ ‌​​ ​‍​‍ ‌‌‍​‌​ ​ ‌‍​‍‌‍​‍​‍ ‌​ ‌​​ ​ ‌‍‌‌​ ‌ ​‍ ‌‌‍​‌‌‍‌‌‌‍‌‌​ ‌​​‍ ‌‌‍‌‍‌‍​‌​ ‌ ‌‍​‍​ ​‌​ ​ ​ ‌‍​ ​‌‌‍​ ​ ‍​‌‍​ ‌‍‌‌​ ‍ ‌ ‌​‌ ‍‌‌ ​​‌‍‌‌​ ‌‌ ​​‌‍ ‌ ​ ‌ ‌​​ ‍ ‌ ​​‌‍​‌‌ ‌​‌‍‍​​ ‌‌‍​ ‌‍ ‌‍ ‍‌ ‌​‌‍‌‌‌‍ ‍‌ ‌​​‍‌‌​ ‌‌‌​​‍‌‌ ‌‍‍ ‌‍‌‌‌ ‍‌​‍‌‌​ ​ ‌​‌​​‍‌‌​ ​ ‌​‌​​‍‌‌​ ​‍​ ​‍‌‍‌‍​ ‌ ​ ​ ‌‍​‌‌‍​‍​ ‌‍​ ‌ ​ ​ ‌‍​‌​ ‍‌‌‍​‌​ ‌‍​‍‌‌​ ​‍​ ​‍​‍‌‌​ ‌‌‌​‌​​‍ ‍‌‍​ ‌‍‍​‌‍‍‌‌‍ ​‌‍‌​‌ ​‍‌‍‌‌‌‍ ‍​‍‌‌​ ‌‌‌​​‍‌‌ ‌‍‍ ‌‍‌‌‌ ‍‌​‍‌‌​ ​ ‌​‌​​‍‌‌​ ​ ‌​‌​​‍‌‌​ ​‍​ ​‍​ ‌‍‌‍‌​​ ​‌​ ​‍​ ‌​​ ‌​​ ‍​​ ‌​‌‍‌​‌‍​‍​ ​​‌‍‌‍​‍‌‌​ ​‍​ ​‍​‍‌‌​ ‌‌‌​‌​​‍ ‍‌ ‌​‌‍‌‌‌ ‍​‌ ‌​​ ‌‍​‍‌‍​‌‌ ​ ‌‍‌‌‌‌‌‌‌ ​‍‌‍ ​​ ‌‌‍‍​‌ ‌​‌ ‌​‌ ​​‌ ​ ​‍‌‌​ ​ ‌​​‌​‍‌‌​ ​‍‌​‌‍​‍‌‌​ ​‍‌​‌‍‌‍ ‌‌‍​‌‌‍​ ‌‍‍ ‌‍​‌‌ ‍‌​‍ ‌‌‍‌ ‌‍ ‌‍ ‌‍‌​‌ ‌ ‌‍‍‌‌‍ ‍​‍ ‍‌ ​ ‌‍​‌‌‍ ‍‌‍‍‌‌ ‌​‌ ‍‌​‍ ‍‌ ​ ‌ ‌​‌ ‌‌‌‍‌​‌‍‍‌‌‍ ​‍‌‌​ ​‍‌​‌‍‌ ​ ‌ ‌​‌ ‌‌‌‍‌​‌‍‍‌‌‍ ​‍‌‍‌‍‍‌‌‍‌​​ ‌​ ‍​​ ‌​​ ​​‌‍​ ​ ‌​​ ‍​​ ‌​​ ​‍​‍ ‌‌‍​‌​ ​ ‌‍​‍‌‍​‍​‍ ‌​ ‌​​ ​ ‌‍‌‌​ ‌ ​‍ ‌‌‍​‌‌‍‌‌‌‍‌‌​ ‌​​‍ ‌‌‍‌‍‌‍​‌​ ‌ ‌‍​‍​ ​‌​ ​ ​ ‌‍​ ​‌‌‍​ ​ ‍​‌‍​ ‌‍‌‌​‍‌‍‌ ‌​‌ ‍‌‌ ​​‌‍‌‌​ ‌‌ ​​‌‍ ‌ ​ ‌ ‌​​‍‌‍‌ ​​‌‍​‌‌ ‌​‌‍‍​​ ‌‌‍​ ‌‍ ‌‍ ‍‌ ‌​‌‍‌‌‌‍ ‍‌ ‌​​‍‌‌​ ‌‌‌​​‍‌‌ ‌‍‍ ‌‍‌‌‌ ‍‌​‍‌‌​ ​ ‌​‌​​‍‌‌​ ​ ‌​‌​​‍‌‌​ ​‍​ ​‍‌‍‌‍​ ‌ ​ ​ ‌‍​‌‌‍​‍​ ‌‍​ ‌ ​ ​ ‌‍​‌​ ‍‌‌‍​‌​ ‌‍​‍‌‌​ ​‍​ ​‍​‍‌‌​ ‌‌‌​‌​​‍ ‍‌‍​ ‌‍‍​‌‍‍‌‌‍ ​‌‍‌​‌ ​‍‌‍‌‌‌‍ ‍​‍‌‌​ ‌‌‌​​‍‌‌ ‌‍‍ ‌‍‌‌‌ ‍‌​‍‌‌​ ​ ‌​‌​​‍‌‌​ ​ ‌​‌​​‍‌‌​ ​‍​ ​‍​ ‌‍‌‍‌​​ ​‌​ ​‍​ ‌​​ ‌​​ ‍​​ ‌​‌‍‌​‌‍​‍​ ​​‌‍‌‍​‍‌‌​ ​‍​ ​‍​‍‌‌​ ‌‌‌​‌​​‍ ‍‌ ‌​‌‍‌‌‌ ‍​‌ ‌​​‍‌‍‌ ​​‌‍‌‌‌ ​‍‌ ​ ‌ ​​‌‍‌‌‌‍​ ‌ ‌​‌‍‍‌‌ ‌‍‌‍‌‌​ ‌‌ ​​‌ ‌‌‌‍​‍‌‍ ​‌‍‍‌‌ ​ ‌‍‍​‌‍‌‌‌‍‌​​‍​‍‌ ‌
So why does this matter in 2026? The PPSA is being modernised,
and while the PMSI concept is not new, the way it is interpreted,
registered, and enforced is evolving. If your business supplies
goods, finances equipment, or enters a PPS lease, this is something
to understand now, not later.​​​​‌ ‍ ​‍​‍‌‍ ‌ ​‍‌‍‍‌‌‍‌ ‌‍‍‌‌‍ ‍​‍​‍​ ‍‍​‍​‍‌ ​ ‌‍​‌‌‍ ‍‌‍‍‌‌ ‌​‌ ‍‌​‍ ‍‌‍‍‌‌‍ ​‍​‍​‍ ​​‍​‍‌‍‍​‌ ​‍‌‍‌‌‌‍‌‍​‍​‍​ ‍‍​‍​‍‌‍‍​‌ ‌​‌ ‌​‌ ​​‌ ​ ​ ‍‍​‍ ​‍ ‌‍ ‌‌‍​‌‌‍​ ‌‍‍ ‌‍​‌‌ ‍‌​‍ ‌‌‍‌ ‌‍ ‌‍ ‌‍‌​‌ ‌ ‌‍‍‌‌‍ ‍​‍ ‍‌ ​ ‌‍​‌‌‍ ‍‌‍‍‌‌ ‌​‌ ‍‌​‍ ‍‌ ​ ‌ ‌​‌ ‌‌‌‍‌​‌‍‍‌‌‍ ​‍ ‌ ​ ‌ ‌​‌ ‌‌‌‍‌​‌‍‍‌‌‍ ​‍ ‌‍‍‌‌‍ ‍‌ ‌​‌‍‌‌‌‍ ‍‌ ‌​​‍ ‌‍‌‌‌‍‌​‌‍‍‌‌ ‌​​‍ ‌‍ ‌‌‍ ‌‍‌​‌‍‌‌​ ‌‌ ​​‌ ​‍‌‍‌‌‌ ​ ‌‍‌‌‌‍ ‍‌ ‌​‌‍​‌‌ ‌​‌‍‍‌‌‍ ‌‍ ‍​ ‍ ‌‍‍‌‌‍‌​​ ‌​ ‍​​ ‌​​ ​​‌‍​ ​ ‌​​ ‍​​ ‌​​ ​‍​‍ ‌‌‍​‌​ ​ ‌‍​‍‌‍​‍​‍ ‌​ ‌​​ ​ ‌‍‌‌​ ‌ ​‍ ‌‌‍​‌‌‍‌‌‌‍‌‌​ ‌​​‍ ‌‌‍‌‍‌‍​‌​ ‌ ‌‍​‍​ ​‌​ ​ ​ ‌‍​ ​‌‌‍​ ​ ‍​‌‍​ ‌‍‌‌​ ‍ ‌ ‌​‌ ‍‌‌ ​​‌‍‌‌​ ‌‌ ​​‌‍ ‌ ​ ‌ ‌​​ ‍ ‌ ​​‌‍​‌‌ ‌​‌‍‍​​ ‌‌‍​ ‌‍ ‌‍ ‍‌ ‌​‌‍‌‌‌‍ ‍‌ ‌​​‍‌‌​ ‌‌‌​​‍‌‌ ‌‍‍ ‌‍‌‌‌ ‍‌​‍‌‌​ ​ ‌​‌​​‍‌‌​ ​ ‌​‌​​‍‌‌​ ​‍​ ​‍‌‍​‌​ ‍‌‌‍‌‌​ ​‌‌‍‌‍​ ​ ‌‍​‍‌‍‌​​ ‌‌‌‍​ ‌‍‌​​ ‌ ​‍‌‌​ ​‍​ ​‍​‍‌‌​ ‌‌‌​‌​​‍ ‍‌‍​ ‌‍‍​‌‍‍‌‌‍ ​‌‍‌​‌ ​‍‌‍‌‌‌‍ ‍​‍‌‌​ ‌‌‌​​‍‌‌ ‌‍‍ ‌‍‌‌‌ ‍‌​‍‌‌​ ​ ‌​‌​​‍‌‌​ ​ ‌​‌​​‍‌‌​ ​‍​ ​‍​ ‌ ‌‍‌‍​ ​​​ ​‍‌‍‌‌‌‍‌‍​ ​‌​ ​‍​ ‌‌​ ‌‌‌‍‌‍‌‍​‌​‍‌‌​ ​‍​ ​‍​‍‌‌​ ‌‌‌​‌​​‍ ‍‌ ‌​‌‍‌‌‌ ‍​‌ ‌​​ ‌‍​‍‌‍​‌‌ ​ ‌‍‌‌‌‌‌‌‌ ​‍‌‍ ​​ ‌‌‍‍​‌ ‌​‌ ‌​‌ ​​‌ ​ ​‍‌‌​ ​ ‌​​‌​‍‌‌​ ​‍‌​‌‍​‍‌‌​ ​‍‌​‌‍‌‍ ‌‌‍​‌‌‍​ ‌‍‍ ‌‍​‌‌ ‍‌​‍ ‌‌‍‌ ‌‍ ‌‍ ‌‍‌​‌ ‌ ‌‍‍‌‌‍ ‍​‍ ‍‌ ​ ‌‍​‌‌‍ ‍‌‍‍‌‌ ‌​‌ ‍‌​‍ ‍‌ ​ ‌ ‌​‌ ‌‌‌‍‌​‌‍‍‌‌‍ ​‍‌‌​ ​‍‌​‌‍‌ ​ ‌ ‌​‌ ‌‌‌‍‌​‌‍‍‌‌‍ ​‍‌‍‌‍‍‌‌‍‌​​ ‌​ ‍​​ ‌​​ ​​‌‍​ ​ ‌​​ ‍​​ ‌​​ ​‍​‍ ‌‌‍​‌​ ​ ‌‍​‍‌‍​‍​‍ ‌​ ‌​​ ​ ‌‍‌‌​ ‌ ​‍ ‌‌‍​‌‌‍‌‌‌‍‌‌​ ‌​​‍ ‌‌‍‌‍‌‍​‌​ ‌ ‌‍​‍​ ​‌​ ​ ​ ‌‍​ ​‌‌‍​ ​ ‍​‌‍​ ‌‍‌‌​‍‌‍‌ ‌​‌ ‍‌‌ ​​‌‍‌‌​ ‌‌ ​​‌‍ ‌ ​ ‌ ‌​​‍‌‍‌ ​​‌‍​‌‌ ‌​‌‍‍​​ ‌‌‍​ ‌‍ ‌‍ ‍‌ ‌​‌‍‌‌‌‍ ‍‌ ‌​​‍‌‌​ ‌‌‌​​‍‌‌ ‌‍‍ ‌‍‌‌‌ ‍‌​‍‌‌​ ​ ‌​‌​​‍‌‌​ ​ ‌​‌​​‍‌‌​ ​‍​ ​‍‌‍​‌​ ‍‌‌‍‌‌​ ​‌‌‍‌‍​ ​ ‌‍​‍‌‍‌​​ ‌‌‌‍​ ‌‍‌​​ ‌ ​‍‌‌​ ​‍​ ​‍​‍‌‌​ ‌‌‌​‌​​‍ ‍‌‍​ ‌‍‍​‌‍‍‌‌‍ ​‌‍‌​‌ ​‍‌‍‌‌‌‍ ‍​‍‌‌​ ‌‌‌​​‍‌‌ ‌‍‍ ‌‍‌‌‌ ‍‌​‍‌‌​ ​ ‌​‌​​‍‌‌​ ​ ‌​‌​​‍‌‌​ ​‍​ ​‍​ ‌ ‌‍‌‍​ ​​​ ​‍‌‍‌‌‌‍‌‍​ ​‌​ ​‍​ ‌‌​ ‌‌‌‍‌‍‌‍​‌​‍‌‌​ ​‍​ ​‍​‍‌‌​ ‌‌‌​‌​​‍ ‍‌ ‌​‌‍‌‌‌ ‍​‌ ‌​​‍‌‍‌ ​​‌‍‌‌‌ ​‍‌ ​ ‌ ​​‌‍‌‌‌‍​ ‌ ‌​‌‍‍‌‌ ‌‍‌‍‌‌​ ‌‌ ​​‌ ‌‌‌‍​‍‌‍ ​‌‍‍‌‌ ​ ‌‍‍​‌‍‌‌‌‍‌​​‍​‍‌ ‌
How a PMSI works in real business
situations​​​​‌ ‍ ​‍​‍‌‍ ‌ ​‍‌‍‍‌‌‍‌ ‌‍‍‌‌‍ ‍​‍​‍​ ‍‍​‍​‍‌ ​ ‌‍​‌‌‍ ‍‌‍‍‌‌ ‌​‌ ‍‌​‍ ‍‌‍‍‌‌‍ ​‍​‍​‍ ​​‍​‍‌‍‍​‌ ​‍‌‍‌‌‌‍‌‍​‍​‍​ ‍‍​‍​‍‌‍‍​‌ ‌​‌ ‌​‌ ​​‌ ​ ​ ‍‍​‍ ​‍ ‌‍ ‌‌‍​‌‌‍​ ‌‍‍ ‌‍​‌‌ ‍‌​‍ ‌‌‍‌ ‌‍ ‌‍ ‌‍‌​‌ ‌ ‌‍‍‌‌‍ ‍​‍ ‍‌ ​ ‌‍​‌‌‍ ‍‌‍‍‌‌ ‌​‌ ‍‌​‍ ‍‌ ​ ‌ ‌​‌ ‌‌‌‍‌​‌‍‍‌‌‍ ​‍ ‌ ​ ‌ ‌​‌ ‌‌‌‍‌​‌‍‍‌‌‍ ​‍ ‌‍‍‌‌‍ ‍‌ ‌​‌‍‌‌‌‍ ‍‌ ‌​​‍ ‌‍‌‌‌‍‌​‌‍‍‌‌ ‌​​‍ ‌‍ ‌‌‍ ‌‍‌​‌‍‌‌​ ‌‌ ​​‌ ​‍‌‍‌‌‌ ​ ‌‍‌‌‌‍ ‍‌ ‌​‌‍​‌‌ ‌​‌‍‍‌‌‍ ‌‍ ‍​ ‍ ‌‍‍‌‌‍‌​​ ‌​ ‍​​ ‌​​ ​​‌‍​ ​ ‌​​ ‍​​ ‌​​ ​‍​‍ ‌‌‍​‌​ ​ ‌‍​‍‌‍​‍​‍ ‌​ ‌​​ ​ ‌‍‌‌​ ‌ ​‍ ‌‌‍​‌‌‍‌‌‌‍‌‌​ ‌​​‍ ‌‌‍‌‍‌‍​‌​ ‌ ‌‍​‍​ ​‌​ ​ ​ ‌‍​ ​‌‌‍​ ​ ‍​‌‍​ ‌‍‌‌​ ‍ ‌ ‌​‌ ‍‌‌ ​​‌‍‌‌​ ‌‌ ​​‌‍ ‌ ​ ‌ ‌​​ ‍ ‌ ​​‌‍​‌‌ ‌​‌‍‍​​ ‌‌‍​ ‌‍ ‌‍ ‍‌ ‌​‌‍‌‌‌‍ ‍‌ ‌​​‍‌‌​ ‌‌‌​​‍‌‌ ‌‍‍ ‌‍‌‌‌ ‍‌​‍‌‌​ ​ ‌​‌​​‍‌‌​ ​ ‌​‌​​‍‌‌​ ​‍​ ​‍‌‍​‍​ ‌ ‌‍​‍‌‍​‌​ ‌ ‌‍‌‍​ ​‍‌‍​‍​ ‌ ‌‍‌‌​ ‌‌​ ‌‍​‍‌‌​ ​‍​ ​‍​‍‌‌​ ‌‌‌​‌​​‍ ‍‌‍​ ‌‍‍​‌‍‍‌‌‍ ​‌‍‌​‌ ​‍‌‍‌‌‌‍ ‍​‍‌‌​ ‌‌‌​​‍‌‌ ‌‍‍ ‌‍‌‌‌ ‍‌​‍‌‌​ ​ ‌​‌​​‍‌‌​ ​ ‌​‌​​‍‌‌​ ​‍​ ​‍‌‍​‍​ ​​​ ​​​ ‍‌​ ‌‌​ ‌‍​ ‌‌​ ‍‌‌‍‌​‌‍​ ​ ‍‌​ ‌‍​‍‌‌​ ​‍​ ​‍​‍‌‌​ ‌‌‌​‌​​‍ ‍‌ ‌​‌‍‌‌‌ ‍​‌ ‌​​ ‌‍​‍‌‍​‌‌ ​ ‌‍‌‌‌‌‌‌‌ ​‍‌‍ ​​ ‌‌‍‍​‌ ‌​‌ ‌​‌ ​​‌ ​ ​‍‌‌​ ​ ‌​​‌​‍‌‌​ ​‍‌​‌‍​‍‌‌​ ​‍‌​‌‍‌‍ ‌‌‍​‌‌‍​ ‌‍‍ ‌‍​‌‌ ‍‌​‍ ‌‌‍‌ ‌‍ ‌‍ ‌‍‌​‌ ‌ ‌‍‍‌‌‍ ‍​‍ ‍‌ ​ ‌‍​‌‌‍ ‍‌‍‍‌‌ ‌​‌ ‍‌​‍ ‍‌ ​ ‌ ‌​‌ ‌‌‌‍‌​‌‍‍‌‌‍ ​‍‌‌​ ​‍‌​‌‍‌ ​ ‌ ‌​‌ ‌‌‌‍‌​‌‍‍‌‌‍ ​‍‌‍‌‍‍‌‌‍‌​​ ‌​ ‍​​ ‌​​ ​​‌‍​ ​ ‌​​ ‍​​ ‌​​ ​‍​‍ ‌‌‍​‌​ ​ ‌‍​‍‌‍​‍​‍ ‌​ ‌​​ ​ ‌‍‌‌​ ‌ ​‍ ‌‌‍​‌‌‍‌‌‌‍‌‌​ ‌​​‍ ‌‌‍‌‍‌‍​‌​ ‌ ‌‍​‍​ ​‌​ ​ ​ ‌‍​ ​‌‌‍​ ​ ‍​‌‍​ ‌‍‌‌​‍‌‍‌ ‌​‌ ‍‌‌ ​​‌‍‌‌​ ‌‌ ​​‌‍ ‌ ​ ‌ ‌​​‍‌‍‌ ​​‌‍​‌‌ ‌​‌‍‍​​ ‌‌‍​ ‌‍ ‌‍ ‍‌ ‌​‌‍‌‌‌‍ ‍‌ ‌​​‍‌‌​ ‌‌‌​​‍‌‌ ‌‍‍ ‌‍‌‌‌ ‍‌​‍‌‌​ ​ ‌​‌​​‍‌‌​ ​ ‌​‌​​‍‌‌​ ​‍​ ​‍‌‍​‍​ ‌ ‌‍​‍‌‍​‌​ ‌ ‌‍‌‍​ ​‍‌‍​‍​ ‌ ‌‍‌‌​ ‌‌​ ‌‍​‍‌‌​ ​‍​ ​‍​‍‌‌​ ‌‌‌​‌​​‍ ‍‌‍​ ‌‍‍​‌‍‍‌‌‍ ​‌‍‌​‌ ​‍‌‍‌‌‌‍ ‍​‍‌‌​ ‌‌‌​​‍‌‌ ‌‍‍ ‌‍‌‌‌ ‍‌​‍‌‌​ ​ ‌​‌​​‍‌‌​ ​ ‌​‌​​‍‌‌​ ​‍​ ​‍‌‍​‍​ ​​​ ​​​ ‍‌​ ‌‌​ ‌‍​ ‌‌​ ‍‌‌‍‌​‌‍​ ​ ‍‌​ ‌‍​‍‌‌​ ​‍​ ​‍​‍‌‌​ ‌‌‌​‌​​‍ ‍‌ ‌​‌‍‌‌‌ ‍​‌ ‌​​‍‌‍‌ ​​‌‍‌‌‌ ​‍‌ ​ ‌ ​​‌‍‌‌‌‍​ ‌ ‌​‌‍‍‌‌ ‌‍‌‍‌‌​ ‌‌ ​​‌ ‌‌‌‍​‍‌‍ ​‌‍‍‌‌ ​ ‌‍‍​‌‍‌‌‌‍‌​​‍​‍‌ ‌
A PMSI is created through a security agreement that ties the debt to
specific personal property. You will usually see this in everyday
transactions.​​​​‌ ‍ ​‍​‍‌‍ ‌ ​‍‌‍‍‌‌‍‌ ‌‍‍‌‌‍ ‍​‍​‍​ ‍‍​‍​‍‌ ​ ‌‍​‌‌‍ ‍‌‍‍‌‌ ‌​‌ ‍‌​‍ ‍‌‍‍‌‌‍ ​‍​‍​‍ ​​‍​‍‌‍‍​‌ ​‍‌‍‌‌‌‍‌‍​‍​‍​ ‍‍​‍​‍‌‍‍​‌ ‌​‌ ‌​‌ ​​‌ ​ ​ ‍‍​‍ ​‍ ‌‍ ‌‌‍​‌‌‍​ ‌‍‍ ‌‍​‌‌ ‍‌​‍ ‌‌‍‌ ‌‍ ‌‍ ‌‍‌​‌ ‌ ‌‍‍‌‌‍ ‍​‍ ‍‌ ​ ‌‍​‌‌‍ ‍‌‍‍‌‌ ‌​‌ ‍‌​‍ ‍‌ ​ ‌ ‌​‌ ‌‌‌‍‌​‌‍‍‌‌‍ ​‍ ‌ ​ ‌ ‌​‌ ‌‌‌‍‌​‌‍‍‌‌‍ ​‍ ‌‍‍‌‌‍ ‍‌ ‌​‌‍‌‌‌‍ ‍‌ ‌​​‍ ‌‍‌‌‌‍‌​‌‍‍‌‌ ‌​​‍ ‌‍ ‌‌‍ ‌‍‌​‌‍‌‌​ ‌‌ ​​‌ ​‍‌‍‌‌‌ ​ ‌‍‌‌‌‍ ‍‌ ‌​‌‍​‌‌ ‌​‌‍‍‌‌‍ ‌‍ ‍​ ‍ ‌‍‍‌‌‍‌​​ ‌​ ‍​​ ‌​​ ​​‌‍​ ​ ‌​​ ‍​​ ‌​​ ​‍​‍ ‌‌‍​‌​ ​ ‌‍​‍‌‍​‍​‍ ‌​ ‌​​ ​ ‌‍‌‌​ ‌ ​‍ ‌‌‍​‌‌‍‌‌‌‍‌‌​ ‌​​‍ ‌‌‍‌‍‌‍​‌​ ‌ ‌‍​‍​ ​‌​ ​ ​ ‌‍​ ​‌‌‍​ ​ ‍​‌‍​ ‌‍‌‌​ ‍ ‌ ‌​‌ ‍‌‌ ​​‌‍‌‌​ ‌‌ ​​‌‍ ‌ ​ ‌ ‌​​ ‍ ‌ ​​‌‍​‌‌ ‌​‌‍‍​​ ‌‌‍​ ‌‍ ‌‍ ‍‌ ‌​‌‍‌‌‌‍ ‍‌ ‌​​‍‌‌​ ‌‌‌​​‍‌‌ ‌‍‍ ‌‍‌‌‌ ‍‌​‍‌‌​ ​ ‌​‌​​‍‌‌​ ​ ‌​‌​​‍‌‌​ ​‍​ ​‍‌‍​‍‌‍‌‍​ ‌ ‌‍‌​‌‍‌‌‌‍‌​​ ​ ‌‍​‌‌‍‌‍​ ‍​​ ‍​​ ​‍​‍‌‌​ ​‍​ ​‍​‍‌‌​ ‌‌‌​‌​​‍ ‍‌‍​ ‌‍‍​‌‍‍‌‌‍ ​‌‍‌​‌ ​‍‌‍‌‌‌‍ ‍​‍‌‌​ ‌‌‌​​‍‌‌ ‌‍‍ ‌‍‌‌‌ ‍‌​‍‌‌​ ​ ‌​‌​​‍‌‌​ ​ ‌​‌​​‍‌‌​ ​‍​ ​‍​ ​‍​ ‌​​ ‌‌​ ‌‌‌‍‌​​ ‍​​ ​‍​ ‍​​ ‌ ‌‍​‌​ ‌‌​ ​‌​‍‌‌​ ​‍​ ​‍​‍‌‌​ ‌‌‌​‌​​‍ ‍‌ ‌​‌‍‌‌‌ ‍​‌ ‌​​ ‌‍​‍‌‍​‌‌ ​ ‌‍‌‌‌‌‌‌‌ ​‍‌‍ ​​ ‌‌‍‍​‌ ‌​‌ ‌​‌ ​​‌ ​ ​‍‌‌​ ​ ‌​​‌​‍‌‌​ ​‍‌​‌‍​‍‌‌​ ​‍‌​‌‍‌‍ ‌‌‍​‌‌‍​ ‌‍‍ ‌‍​‌‌ ‍‌​‍ ‌‌‍‌ ‌‍ ‌‍ ‌‍‌​‌ ‌ ‌‍‍‌‌‍ ‍​‍ ‍‌ ​ ‌‍​‌‌‍ ‍‌‍‍‌‌ ‌​‌ ‍‌​‍ ‍‌ ​ ‌ ‌​‌ ‌‌‌‍‌​‌‍‍‌‌‍ ​‍‌‌​ ​‍‌​‌‍‌ ​ ‌ ‌​‌ ‌‌‌‍‌​‌‍‍‌‌‍ ​‍‌‍‌‍‍‌‌‍‌​​ ‌​ ‍​​ ‌​​ ​​‌‍​ ​ ‌​​ ‍​​ ‌​​ ​‍​‍ ‌‌‍​‌​ ​ ‌‍​‍‌‍​‍​‍ ‌​ ‌​​ ​ ‌‍‌‌​ ‌ ​‍ ‌‌‍​‌‌‍‌‌‌‍‌‌​ ‌​​‍ ‌‌‍‌‍‌‍​‌​ ‌ ‌‍​‍​ ​‌​ ​ ​ ‌‍​ ​‌‌‍​ ​ ‍​‌‍​ ‌‍‌‌​‍‌‍‌ ‌​‌ ‍‌‌ ​​‌‍‌‌​ ‌‌ ​​‌‍ ‌ ​ ‌ ‌​​‍‌‍‌ ​​‌‍​‌‌ ‌​‌‍‍​​ ‌‌‍​ ‌‍ ‌‍ ‍‌ ‌​‌‍‌‌‌‍ ‍‌ ‌​​‍‌‌​ ‌‌‌​​‍‌‌ ‌‍‍ ‌‍‌‌‌ ‍‌​‍‌‌​ ​ ‌​‌​​‍‌‌​ ​ ‌​‌​​‍‌‌​ ​‍​ ​‍‌‍​‍‌‍‌‍​ ‌ ‌‍‌​‌‍‌‌‌‍‌​​ ​ ‌‍​‌‌‍‌‍​ ‍​​ ‍​​ ​‍​‍‌‌​ ​‍​ ​‍​‍‌‌​ ‌‌‌​‌​​‍ ‍‌‍​ ‌‍‍​‌‍‍‌‌‍ ​‌‍‌​‌ ​‍‌‍‌‌‌‍ ‍​‍‌‌​ ‌‌‌​​‍‌‌ ‌‍‍ ‌‍‌‌‌ ‍‌​‍‌‌​ ​ ‌​‌​​‍‌‌​ ​ ‌​‌​​‍‌‌​ ​‍​ ​‍​ ​‍​ ‌​​ ‌‌​ ‌‌‌‍‌​​ ‍​​ ​‍​ ‍​​ ‌ ‌‍​‌​ ‌‌​ ​‌​‍‌‌​ ​‍​ ​‍​‍‌‌​ ‌‌‌​‌​​‍ ‍‌ ‌​‌‍‌‌‌ ‍​‌ ‌​​‍‌‍‌ ​​‌‍‌‌‌ ​‍‌ ​ ‌ ​​‌‍‌‌‌‍​ ‌ ‌​‌‍‍‌‌ ‌‍‌‍‌‌​ ‌‌ ​​‌ ‌‌‌‍​‍‌‍ ​‌‍‍‌‌ ​ ‌‍‍​‌‍‌‌‌‍‌​​‍​‍‌ ‌
The most common scenarios include:​​​​‌ ‍ ​‍​‍‌‍ ‌ ​‍‌‍‍‌‌‍‌ ‌‍‍‌‌‍ ‍​‍​‍​ ‍‍​‍​‍‌ ​ ‌‍​‌‌‍ ‍‌‍‍‌‌ ‌​‌ ‍‌​‍ ‍‌‍‍‌‌‍ ​‍​‍​‍ ​​‍​‍‌‍‍​‌ ​‍‌‍‌‌‌‍‌‍​‍​‍​ ‍‍​‍​‍‌‍‍​‌ ‌​‌ ‌​‌ ​​‌ ​ ​ ‍‍​‍ ​‍ ‌‍ ‌‌‍​‌‌‍​ ‌‍‍ ‌‍​‌‌ ‍‌​‍ ‌‌‍‌ ‌‍ ‌‍ ‌‍‌​‌ ‌ ‌‍‍‌‌‍ ‍​‍ ‍‌ ​ ‌‍​‌‌‍ ‍‌‍‍‌‌ ‌​‌ ‍‌​‍ ‍‌ ​ ‌ ‌​‌ ‌‌‌‍‌​‌‍‍‌‌‍ ​‍ ‌ ​ ‌ ‌​‌ ‌‌‌‍‌​‌‍‍‌‌‍ ​‍ ‌‍‍‌‌‍ ‍‌ ‌​‌‍‌‌‌‍ ‍‌ ‌​​‍ ‌‍‌‌‌‍‌​‌‍‍‌‌ ‌​​‍ ‌‍ ‌‌‍ ‌‍‌​‌‍‌‌​ ‌‌ ​​‌ ​‍‌‍‌‌‌ ​ ‌‍‌‌‌‍ ‍‌ ‌​‌‍​‌‌ ‌​‌‍‍‌‌‍ ‌‍ ‍​ ‍ ‌‍‍‌‌‍‌​​ ‌​ ‍​​ ‌​​ ​​‌‍​ ​ ‌​​ ‍​​ ‌​​ ​‍​‍ ‌‌‍​‌​ ​ ‌‍​‍‌‍​‍​‍ ‌​ ‌​​ ​ ‌‍‌‌​ ‌ ​‍ ‌‌‍​‌‌‍‌‌‌‍‌‌​ ‌​​‍ ‌‌‍‌‍‌‍​‌​ ‌ ‌‍​‍​ ​‌​ ​ ​ ‌‍​ ​‌‌‍​ ​ ‍​‌‍​ ‌‍‌‌​ ‍ ‌ ‌​‌ ‍‌‌ ​​‌‍‌‌​ ‌‌ ​​‌‍ ‌ ​ ‌ ‌​​ ‍ ‌ ​​‌‍​‌‌ ‌​‌‍‍​​ ‌‌‍​ ‌‍ ‌‍ ‍‌ ‌​‌‍‌‌‌‍ ‍‌ ‌​​‍‌‌​ ‌‌‌​​‍‌‌ ‌‍‍ ‌‍‌‌‌ ‍‌​‍‌‌​ ​ ‌​‌​​‍‌‌​ ​ ‌​‌​​‍‌‌​ ​‍​ ​‍​ ​ ​ ​‍‌‍​ ​ ​‍​ ‌​‌‍‌​​ ‌​​ ‍​​ ‌​‌‍‌​​ ‌‌‌‍‌​​‍‌‌​ ​‍​ ​‍​‍‌‌​ ‌‌‌​‌​​‍ ‍‌‍​ ‌‍‍​‌‍‍‌‌‍ ​‌‍‌​‌ ​‍‌‍‌‌‌‍ ‍​‍‌‌​ ‌‌‌​​‍‌‌ ‌‍‍ ‌‍‌‌‌ ‍‌​‍‌‌​ ​ ‌​‌​​‍‌‌​ ​ ‌​‌​​‍‌‌​ ​‍​ ​‍‌‍‌‍‌‍​‌‌‍‌‍​ ​​​ ​​​ ‌​‌‍​ ‌‍‌‍​ ​‌​ ​‌​ ‌ ‌‍‌​​‍‌‌​ ​‍​ ​‍​‍‌‌​ ‌‌‌​‌​​‍ ‍‌ ‌​‌‍‌‌‌ ‍​‌ ‌​​ ‌‍​‍‌‍​‌‌ ​ ‌‍‌‌‌‌‌‌‌ ​‍‌‍ ​​ ‌‌‍‍​‌ ‌​‌ ‌​‌ ​​‌ ​ ​‍‌‌​ ​ ‌​​‌​‍‌‌​ ​‍‌​‌‍​‍‌‌​ ​‍‌​‌‍‌‍ ‌‌‍​‌‌‍​ ‌‍‍ ‌‍​‌‌ ‍‌​‍ ‌‌‍‌ ‌‍ ‌‍ ‌‍‌​‌ ‌ ‌‍‍‌‌‍ ‍​‍ ‍‌ ​ ‌‍​‌‌‍ ‍‌‍‍‌‌ ‌​‌ ‍‌​‍ ‍‌ ​ ‌ ‌​‌ ‌‌‌‍‌​‌‍‍‌‌‍ ​‍‌‌​ ​‍‌​‌‍‌ ​ ‌ ‌​‌ ‌‌‌‍‌​‌‍‍‌‌‍ ​‍‌‍‌‍‍‌‌‍‌​​ ‌​ ‍​​ ‌​​ ​​‌‍​ ​ ‌​​ ‍​​ ‌​​ ​‍​‍ ‌‌‍​‌​ ​ ‌‍​‍‌‍​‍​‍ ‌​ ‌​​ ​ ‌‍‌‌​ ‌ ​‍ ‌‌‍​‌‌‍‌‌‌‍‌‌​ ‌​​‍ ‌‌‍‌‍‌‍​‌​ ‌ ‌‍​‍​ ​‌​ ​ ​ ‌‍​ ​‌‌‍​ ​ ‍​‌‍​ ‌‍‌‌​‍‌‍‌ ‌​‌ ‍‌‌ ​​‌‍‌‌​ ‌‌ ​​‌‍ ‌ ​ ‌ ‌​​‍‌‍‌ ​​‌‍​‌‌ ‌​‌‍‍​​ ‌‌‍​ ‌‍ ‌‍ ‍‌ ‌​‌‍‌‌‌‍ ‍‌ ‌​​‍‌‌​ ‌‌‌​​‍‌‌ ‌‍‍ ‌‍‌‌‌ ‍‌​‍‌‌​ ​ ‌​‌​​‍‌‌​ ​ ‌​‌​​‍‌‌​ ​‍​ ​‍​ ​ ​ ​‍‌‍​ ​ ​‍​ ‌​‌‍‌​​ ‌​​ ‍​​ ‌​‌‍‌​​ ‌‌‌‍‌​​‍‌‌​ ​‍​ ​‍​‍‌‌​ ‌‌‌​‌​​‍ ‍‌‍​ ‌‍‍​‌‍‍‌‌‍ ​‌‍‌​‌ ​‍‌‍‌‌‌‍ ‍​‍‌‌​ ‌‌‌​​‍‌‌ ‌‍‍ ‌‍‌‌‌ ‍‌​‍‌‌​ ​ ‌​‌​​‍‌‌​ ​ ‌​‌​​‍‌‌​ ​‍​ ​‍‌‍‌‍‌‍​‌‌‍‌‍​ ​​​ ​​​ ‌​‌‍​ ‌‍‌‍​ ​‌​ ​‌​ ‌ ‌‍‌​​‍‌‌​ ​‍​ ​‍​‍‌‌​ ‌‌‌​‌​​‍ ‍‌ ‌​‌‍‌‌‌ ‍​‌ ‌​​‍‌‍‌ ​​‌‍‌‌‌ ​‍‌ ​ ‌ ​​‌‍‌‌‌‍​ ‌ ‌​‌‍‍‌‌ ‌‍‌‍‌‌​ ‌‌ ​​‌ ‌‌‌‍​‍‌‍ ​‌‍‍‌‌ ​ ‌‍‍​‌‍‌‌‌‍‌​​‍​‍‌ ‌
You supply goods on credit using retention of title terms.​​​​‌ ‍ ​‍​‍‌‍ ‌ ​‍‌‍‍‌‌‍‌ ‌‍‍‌‌‍ ‍​‍​‍​ ‍‍​‍​‍‌ ​ ‌‍​‌‌‍ ‍‌‍‍‌‌ ‌​‌ ‍‌​‍ ‍‌‍‍‌‌‍ ​‍​‍​‍ ​​‍​‍‌‍‍​‌ ​‍‌‍‌‌‌‍‌‍​‍​‍​ ‍‍​‍​‍‌‍‍​‌ ‌​‌ ‌​‌ ​​‌ ​ ​ ‍‍​‍ ​‍ ‌‍ ‌‌‍​‌‌‍​ ‌‍‍ ‌‍​‌‌ ‍‌​‍ ‌‌‍‌ ‌‍ ‌‍ ‌‍‌​‌ ‌ ‌‍‍‌‌‍ ‍​‍ ‍‌ ​ ‌‍​‌‌‍ ‍‌‍‍‌‌ ‌​‌ ‍‌​‍ ‍‌ ​ ‌ ‌​‌ ‌‌‌‍‌​‌‍‍‌‌‍ ​‍ ‌ ​ ‌ ‌​‌ ‌‌‌‍‌​‌‍‍‌‌‍ ​‍ ‌‍‍‌‌‍ ‍‌ ‌​‌‍‌‌‌‍ ‍‌ ‌​​‍ ‌‍‌‌‌‍‌​‌‍‍‌‌ ‌​​‍ ‌‍ ‌‌‍ ‌‍‌​‌‍‌‌​ ‌‌ ​​‌ ​‍‌‍‌‌‌ ​ ‌‍‌‌‌‍ ‍‌ ‌​‌‍​‌‌ ‌​‌‍‍‌‌‍ ‌‍ ‍​ ‍ ‌‍‍‌‌‍‌​​ ‌​ ‍​​ ‌​​ ​​‌‍​ ​ ‌​​ ‍​​ ‌​​ ​‍​‍ ‌‌‍​‌​ ​ ‌‍​‍‌‍​‍​‍ ‌​ ‌​​ ​ ‌‍‌‌​ ‌ ​‍ ‌‌‍​‌‌‍‌‌‌‍‌‌​ ‌​​‍ ‌‌‍‌‍‌‍​‌​ ‌ ‌‍​‍​ ​‌​ ​ ​ ‌‍​ ​‌‌‍​ ​ ‍​‌‍​ ‌‍‌‌​ ‍ ‌ ‌​‌ ‍‌‌ ​​‌‍‌‌​ ‌‌ ​​‌‍ ‌ ​ ‌ ‌​​ ‍ ‌ ​​‌‍​‌‌ ‌​‌‍‍​​ ‌‌‍​ ‌‍ ‌‍ ‍‌ ‌​‌‍‌‌‌‍ ‍‌ ‌​​‍‌‌​ ‌‌‌​​‍‌‌ ‌‍‍ ‌‍‌‌‌ ‍‌​‍‌‌​ ​ ‌​‌​​‍‌‌​ ​ ‌​‌​​‍‌‌​ ​‍​ ​‍​ ‌​‌‍‌‍‌‍​‍​ ​‍‌‍​‍​ ‌‌‌‍​‍‌‍​‍​ ‍‌‌‍​‌‌‍​‍‌‍​ ​‍‌‌​ ​‍​ ​‍​‍‌‌​ ‌‌‌​‌​​‍ ‍‌‍​ ‌‍‍​‌‍‍‌‌‍ ​‌‍‌​‌ ​‍‌‍‌‌‌‍ ‍​‍‌‌​ ‌‌‌​​‍‌‌ ‌‍‍ ‌‍‌‌‌ ‍‌​‍‌‌​ ​ ‌​‌​​‍‌‌​ ​ ‌​‌​​‍‌‌​ ​‍​ ​‍‌‍​‌​ ‌​​ ​‍‌‍​ ‌‍​‍​ ​‌‌‍‌​​ ​ ​ ‍‌‌‍​ ​ ‌‌​ ​‍​‍‌‌​ ​‍​ ​‍​‍‌‌​ ‌‌‌​‌​​‍ ‍‌ ‌​‌‍‌‌‌ ‍​‌ ‌​​ ‌‍​‍‌‍​‌‌ ​ ‌‍‌‌‌‌‌‌‌ ​‍‌‍ ​​ ‌‌‍‍​‌ ‌​‌ ‌​‌ ​​‌ ​ ​‍‌‌​ ​ ‌​​‌​‍‌‌​ ​‍‌​‌‍​‍‌‌​ ​‍‌​‌‍‌‍ ‌‌‍​‌‌‍​ ‌‍‍ ‌‍​‌‌ ‍‌​‍ ‌‌‍‌ ‌‍ ‌‍ ‌‍‌​‌ ‌ ‌‍‍‌‌‍ ‍​‍ ‍‌ ​ ‌‍​‌‌‍ ‍‌‍‍‌‌ ‌​‌ ‍‌​‍ ‍‌ ​ ‌ ‌​‌ ‌‌‌‍‌​‌‍‍‌‌‍ ​‍‌‌​ ​‍‌​‌‍‌ ​ ‌ ‌​‌ ‌‌‌‍‌​‌‍‍‌‌‍ ​‍‌‍‌‍‍‌‌‍‌​​ ‌​ ‍​​ ‌​​ ​​‌‍​ ​ ‌​​ ‍​​ ‌​​ ​‍​‍ ‌‌‍​‌​ ​ ‌‍​‍‌‍​‍​‍ ‌​ ‌​​ ​ ‌‍‌‌​ ‌ ​‍ ‌‌‍​‌‌‍‌‌‌‍‌‌​ ‌​​‍ ‌‌‍‌‍‌‍​‌​ ‌ ‌‍​‍​ ​‌​ ​ ​ ‌‍​ ​‌‌‍​ ​ ‍​‌‍​ ‌‍‌‌​‍‌‍‌ ‌​‌ ‍‌‌ ​​‌‍‌‌​ ‌‌ ​​‌‍ ‌ ​ ‌ ‌​​‍‌‍‌ ​​‌‍​‌‌ ‌​‌‍‍​​ ‌‌‍​ ‌‍ ‌‍ ‍‌ ‌​‌‍‌‌‌‍ ‍‌ ‌​​‍‌‌​ ‌‌‌​​‍‌‌ ‌‍‍ ‌‍‌‌‌ ‍‌​‍‌‌​ ​ ‌​‌​​‍‌‌​ ​ ‌​‌​​‍‌‌​ ​‍​ ​‍​ ‌​‌‍‌‍‌‍​‍​ ​‍‌‍​‍​ ‌‌‌‍​‍‌‍​‍​ ‍‌‌‍​‌‌‍​‍‌‍​ ​‍‌‌​ ​‍​ ​‍​‍‌‌​ ‌‌‌​‌​​‍ ‍‌‍​ ‌‍‍​‌‍‍‌‌‍ ​‌‍‌​‌ ​‍‌‍‌‌‌‍ ‍​‍‌‌​ ‌‌‌​​‍‌‌ ‌‍‍ ‌‍‌‌‌ ‍‌​‍‌‌​ ​ ‌​‌​​‍‌‌​ ​ ‌​‌​​‍‌‌​ ​‍​ ​‍‌‍​‌​ ‌​​ ​‍‌‍​ ‌‍​‍​ ​‌‌‍‌​​ ​ ​ ‍‌‌‍​ ​ ‌‌​ ​‍​‍‌‌​ ​‍​ ​‍​‍‌‌​ ‌‌‌​‌​​‍ ‍‌ ‌​‌‍‌‌‌ ‍​‌ ‌​​‍‌‍‌ ​​‌‍‌‌‌ ​‍‌ ​ ‌ ​​‌‍‌‌‌‍​ ‌ ‌​‌‍‍‌‌ ‌‍‌‍‌‌​ ‌‌ ​​‌ ‌‌‌‍​‍‌‍ ​‌‍‍‌‌ ​ ‌‍‍​‌‍‌‌‌‍‌​​‍​‍‌ ‌
A lender finances equipment, a motor vehicle, or other
business assets.​​​​‌ ‍ ​‍​‍‌‍ ‌ ​‍‌‍‍‌‌‍‌ ‌‍‍‌‌‍ ‍​‍​‍​ ‍‍​‍​‍‌ ​ ‌‍​‌‌‍ ‍‌‍‍‌‌ ‌​‌ ‍‌​‍ ‍‌‍‍‌‌‍ ​‍​‍​‍ ​​‍​‍‌‍‍​‌ ​‍‌‍‌‌‌‍‌‍​‍​‍​ ‍‍​‍​‍‌‍‍​‌ ‌​‌ ‌​‌ ​​‌ ​ ​ ‍‍​‍ ​‍ ‌‍ ‌‌‍​‌‌‍​ ‌‍‍ ‌‍​‌‌ ‍‌​‍ ‌‌‍‌ ‌‍ ‌‍ ‌‍‌​‌ ‌ ‌‍‍‌‌‍ ‍​‍ ‍‌ ​ ‌‍​‌‌‍ ‍‌‍‍‌‌ ‌​‌ ‍‌​‍ ‍‌ ​ ‌ ‌​‌ ‌‌‌‍‌​‌‍‍‌‌‍ ​‍ ‌ ​ ‌ ‌​‌ ‌‌‌‍‌​‌‍‍‌‌‍ ​‍ ‌‍‍‌‌‍ ‍‌ ‌​‌‍‌‌‌‍ ‍‌ ‌​​‍ ‌‍‌‌‌‍‌​‌‍‍‌‌ ‌​​‍ ‌‍ ‌‌‍ ‌‍‌​‌‍‌‌​ ‌‌ ​​‌ ​‍‌‍‌‌‌ ​ ‌‍‌‌‌‍ ‍‌ ‌​‌‍​‌‌ ‌​‌‍‍‌‌‍ ‌‍ ‍​ ‍ ‌‍‍‌‌‍‌​​ ‌​ ‍​​ ‌​​ ​​‌‍​ ​ ‌​​ ‍​​ ‌​​ ​‍​‍ ‌‌‍​‌​ ​ ‌‍​‍‌‍​‍​‍ ‌​ ‌​​ ​ ‌‍‌‌​ ‌ ​‍ ‌‌‍​‌‌‍‌‌‌‍‌‌​ ‌​​‍ ‌‌‍‌‍‌‍​‌​ ‌ ‌‍​‍​ ​‌​ ​ ​ ‌‍​ ​‌‌‍​ ​ ‍​‌‍​ ‌‍‌‌​ ‍ ‌ ‌​‌ ‍‌‌ ​​‌‍‌‌​ ‌‌ ​​‌‍ ‌ ​ ‌ ‌​​ ‍ ‌ ​​‌‍​‌‌ ‌​‌‍‍​​ ‌‌‍​ ‌‍ ‌‍ ‍‌ ‌​‌‍‌‌‌‍ ‍‌ ‌​​‍‌‌​ ‌‌‌​​‍‌‌ ‌‍‍ ‌‍‌‌‌ ‍‌​‍‌‌​ ​ ‌​‌​​‍‌‌​ ​ ‌​‌​​‍‌‌​ ​‍​ ​‍‌‍‌‌​ ‍‌​ ​​​ ‌‌‌‍‌‌​ ​ ​ ‌​​ ‌ ​ ​‌‌‍‌‌‌‍‌​​ ‍‌​‍‌‌​ ​‍​ ​‍​‍‌‌​ ‌‌‌​‌​​‍ ‍‌‍​ ‌‍‍​‌‍‍‌‌‍ ​‌‍‌​‌ ​‍‌‍‌‌‌‍ ‍​‍‌‌​ ‌‌‌​​‍‌‌ ‌‍‍ ‌‍‌‌‌ ‍‌​‍‌‌​ ​ ‌​‌​​‍‌‌​ ​ ‌​‌​​‍‌‌​ ​‍​ ​‍​ ‌‌​ ​‍​ ‌‌​ ​‍​ ​​‌‍​‌​ ‌‌​ ​‍‌‍‌‍‌‍‌‌​ ‍​​ ‍‌​‍‌‌​ ​‍​ ​‍​‍‌‌​ ‌‌‌​‌​​‍ ‍‌ ‌​‌‍‌‌‌ ‍​‌ ‌​​ ‌‍​‍‌‍​‌‌ ​ ‌‍‌‌‌‌‌‌‌ ​‍‌‍ ​​ ‌‌‍‍​‌ ‌​‌ ‌​‌ ​​‌ ​ ​‍‌‌​ ​ ‌​​‌​‍‌‌​ ​‍‌​‌‍​‍‌‌​ ​‍‌​‌‍‌‍ ‌‌‍​‌‌‍​ ‌‍‍ ‌‍​‌‌ ‍‌​‍ ‌‌‍‌ ‌‍ ‌‍ ‌‍‌​‌ ‌ ‌‍‍‌‌‍ ‍​‍ ‍‌ ​ ‌‍​‌‌‍ ‍‌‍‍‌‌ ‌​‌ ‍‌​‍ ‍‌ ​ ‌ ‌​‌ ‌‌‌‍‌​‌‍‍‌‌‍ ​‍‌‌​ ​‍‌​‌‍‌ ​ ‌ ‌​‌ ‌‌‌‍‌​‌‍‍‌‌‍ ​‍‌‍‌‍‍‌‌‍‌​​ ‌​ ‍​​ ‌​​ ​​‌‍​ ​ ‌​​ ‍​​ ‌​​ ​‍​‍ ‌‌‍​‌​ ​ ‌‍​‍‌‍​‍​‍ ‌​ ‌​​ ​ ‌‍‌‌​ ‌ ​‍ ‌‌‍​‌‌‍‌‌‌‍‌‌​ ‌​​‍ ‌‌‍‌‍‌‍​‌​ ‌ ‌‍​‍​ ​‌​ ​ ​ ‌‍​ ​‌‌‍​ ​ ‍​‌‍​ ‌‍‌‌​‍‌‍‌ ‌​‌ ‍‌‌ ​​‌‍‌‌​ ‌‌ ​​‌‍ ‌ ​ ‌ ‌​​‍‌‍‌ ​​‌‍​‌‌ ‌​‌‍‍​​ ‌‌‍​ ‌‍ ‌‍ ‍‌ ‌​‌‍‌‌‌‍ ‍‌ ‌​​‍‌‌​ ‌‌‌​​‍‌‌ ‌‍‍ ‌‍‌‌‌ ‍‌​‍‌‌​ ​ ‌​‌​​‍‌‌​ ​ ‌​‌​​‍‌‌​ ​‍​ ​‍‌‍‌‌​ ‍‌​ ​​​ ‌‌‌‍‌‌​ ​ ​ ‌​​ ‌ ​ ​‌‌‍‌‌‌‍‌​​ ‍‌​‍‌‌​ ​‍​ ​‍​‍‌‌​ ‌‌‌​‌​​‍ ‍‌‍​ ‌‍‍​‌‍‍‌‌‍ ​‌‍‌​‌ ​‍‌‍‌‌‌‍ ‍​‍‌‌​ ‌‌‌​​‍‌‌ ‌‍‍ ‌‍‌‌‌ ‍‌​‍‌‌​ ​ ‌​‌​​‍‌‌​ ​ ‌​‌​​‍‌‌​ ​‍​ ​‍​ ‌‌​ ​‍​ ‌‌​ ​‍​ ​​‌‍​‌​ ‌‌​ ​‍‌‍‌‍‌‍‌‌​ ‍​​ ‍‌​‍‌‌​ ​‍​ ​‍​‍‌‌​ ‌‌‌​‌​​‍ ‍‌ ‌​‌‍‌‌‌ ‍​‌ ‌​​‍‌‍‌ ​​‌‍‌‌‌ ​‍‌ ​ ‌ ​​‌‍‌‌‌‍​ ‌ ‌​‌‍‍‌‌ ‌‍‌‍‌‌​ ‌‌ ​​‌ ‌‌‌‍​‍‌‍ ​‌‍‍‌‌ ​ ‌‍‍​‌‍‌‌‌‍‌​​‍​‍‌ ‌
You enter into leasing or hire arrangements, including a PPS
lease.​​​​‌ ‍ ​‍​‍‌‍ ‌ ​‍‌‍‍‌‌‍‌ ‌‍‍‌‌‍ ‍​‍​‍​ ‍‍​‍​‍‌ ​ ‌‍​‌‌‍ ‍‌‍‍‌‌ ‌​‌ ‍‌​‍ ‍‌‍‍‌‌‍ ​‍​‍​‍ ​​‍​‍‌‍‍​‌ ​‍‌‍‌‌‌‍‌‍​‍​‍​ ‍‍​‍​‍‌‍‍​‌ ‌​‌ ‌​‌ ​​‌ ​ ​ ‍‍​‍ ​‍ ‌‍ ‌‌‍​‌‌‍​ ‌‍‍ ‌‍​‌‌ ‍‌​‍ ‌‌‍‌ ‌‍ ‌‍ ‌‍‌​‌ ‌ ‌‍‍‌‌‍ ‍​‍ ‍‌ ​ ‌‍​‌‌‍ ‍‌‍‍‌‌ ‌​‌ ‍‌​‍ ‍‌ ​ ‌ ‌​‌ ‌‌‌‍‌​‌‍‍‌‌‍ ​‍ ‌ ​ ‌ ‌​‌ ‌‌‌‍‌​‌‍‍‌‌‍ ​‍ ‌‍‍‌‌‍ ‍‌ ‌​‌‍‌‌‌‍ ‍‌ ‌​​‍ ‌‍‌‌‌‍‌​‌‍‍‌‌ ‌​​‍ ‌‍ ‌‌‍ ‌‍‌​‌‍‌‌​ ‌‌ ​​‌ ​‍‌‍‌‌‌ ​ ‌‍‌‌‌‍ ‍‌ ‌​‌‍​‌‌ ‌​‌‍‍‌‌‍ ‌‍ ‍​ ‍ ‌‍‍‌‌‍‌​​ ‌​ ‍​​ ‌​​ ​​‌‍​ ​ ‌​​ ‍​​ ‌​​ ​‍​‍ ‌‌‍​‌​ ​ ‌‍​‍‌‍​‍​‍ ‌​ ‌​​ ​ ‌‍‌‌​ ‌ ​‍ ‌‌‍​‌‌‍‌‌‌‍‌‌​ ‌​​‍ ‌‌‍‌‍‌‍​‌​ ‌ ‌‍​‍​ ​‌​ ​ ​ ‌‍​ ​‌‌‍​ ​ ‍​‌‍​ ‌‍‌‌​ ‍ ‌ ‌​‌ ‍‌‌ ​​‌‍‌‌​ ‌‌ ​​‌‍ ‌ ​ ‌ ‌​​ ‍ ‌ ​​‌‍​‌‌ ‌​‌‍‍​​ ‌‌‍​ ‌‍ ‌‍ ‍‌ ‌​‌‍‌‌‌‍ ‍‌ ‌​​‍‌‌​ ‌‌‌​​‍‌‌ ‌‍‍ ‌‍‌‌‌ ‍‌​‍‌‌​ ​ ‌​‌​​‍‌‌​ ​ ‌​‌​​‍‌‌​ ​‍​ ​‍​ ‌‍‌‍​‍‌‍‌​​ ‍‌‌‍​ ​ ​‍​ ​‍​ ​​​ ​​‌‍‌‍​ ​​‌‍‌‍​‍‌‌​ ​‍​ ​‍​‍‌‌​ ‌‌‌​‌​​‍ ‍‌‍​ ‌‍‍​‌‍‍‌‌‍ ​‌‍‌​‌ ​‍‌‍‌‌‌‍ ‍​‍‌‌​ ‌‌‌​​‍‌‌ ‌‍‍ ‌‍‌‌‌ ‍‌​‍‌‌​ ​ ‌​‌​​‍‌‌​ ​ ‌​‌​​‍‌‌​ ​‍​ ​‍​ ‌ ​ ‍‌​ ​‍​ ‌‌‌‍‌‌​ ​‌​ ‌‌​ ‌‍​ ‍​​ ‍‌​ ‍​​ ‌ ​‍‌‌​ ​‍​ ​‍​‍‌‌​ ‌‌‌​‌​​‍ ‍‌ ‌​‌‍‌‌‌ ‍​‌ ‌​​ ‌‍​‍‌‍​‌‌ ​ ‌‍‌‌‌‌‌‌‌ ​‍‌‍ ​​ ‌‌‍‍​‌ ‌​‌ ‌​‌ ​​‌ ​ ​‍‌‌​ ​ ‌​​‌​‍‌‌​ ​‍‌​‌‍​‍‌‌​ ​‍‌​‌‍‌‍ ‌‌‍​‌‌‍​ ‌‍‍ ‌‍​‌‌ ‍‌​‍ ‌‌‍‌ ‌‍ ‌‍ ‌‍‌​‌ ‌ ‌‍‍‌‌‍ ‍​‍ ‍‌ ​ ‌‍​‌‌‍ ‍‌‍‍‌‌ ‌​‌ ‍‌​‍ ‍‌ ​ ‌ ‌​‌ ‌‌‌‍‌​‌‍‍‌‌‍ ​‍‌‌​ ​‍‌​‌‍‌ ​ ‌ ‌​‌ ‌‌‌‍‌​‌‍‍‌‌‍ ​‍‌‍‌‍‍‌‌‍‌​​ ‌​ ‍​​ ‌​​ ​​‌‍​ ​ ‌​​ ‍​​ ‌​​ ​‍​‍ ‌‌‍​‌​ ​ ‌‍​‍‌‍​‍​‍ ‌​ ‌​​ ​ ‌‍‌‌​ ‌ ​‍ ‌‌‍​‌‌‍‌‌‌‍‌‌​ ‌​​‍ ‌‌‍‌‍‌‍​‌​ ‌ ‌‍​‍​ ​‌​ ​ ​ ‌‍​ ​‌‌‍​ ​ ‍​‌‍​ ‌‍‌‌​‍‌‍‌ ‌​‌ ‍‌‌ ​​‌‍‌‌​ ‌‌ ​​‌‍ ‌ ​ ‌ ‌​​‍‌‍‌ ​​‌‍​‌‌ ‌​‌‍‍​​ ‌‌‍​ ‌‍ ‌‍ ‍‌ ‌​‌‍‌‌‌‍ ‍‌ ‌​​‍‌‌​ ‌‌‌​​‍‌‌ ‌‍‍ ‌‍‌‌‌ ‍‌​‍‌‌​ ​ ‌​‌​​‍‌‌​ ​ ‌​‌​​‍‌‌​ ​‍​ ​‍​ ‌‍‌‍​‍‌‍‌​​ ‍‌‌‍​ ​ ​‍​ ​‍​ ​​​ ​​‌‍‌‍​ ​​‌‍‌‍​‍‌‌​ ​‍​ ​‍​‍‌‌​ ‌‌‌​‌​​‍ ‍‌‍​ ‌‍‍​‌‍‍‌‌‍ ​‌‍‌​‌ ​‍‌‍‌‌‌‍ ‍​‍‌‌​ ‌‌‌​​‍‌‌ ‌‍‍ ‌‍‌‌‌ ‍‌​‍‌‌​ ​ ‌​‌​​‍‌‌​ ​ ‌​‌​​‍‌‌​ ​‍​ ​‍​ ‌ ​ ‍‌​ ​‍​ ‌‌‌‍‌‌​ ​‌​ ‌‌​ ‌‍​ ‍​​ ‍‌​ ‍​​ ‌ ​‍‌‌​ ​‍​ ​‍​‍‌‌​ ‌‌‌​‌​​‍ ‍‌ ‌​‌‍‌‌‌ ‍​‌ ‌​​‍‌‍‌ ​​‌‍‌‌‌ ​‍‌ ​ ‌ ​​‌‍‌‌‌‍​ ‌ ‌​‌‍‍‌‌ ‌‍‌‍‌‌​ ‌‌ ​​‌ ‌‌‌‍​‍‌‍ ​‌‍‍‌‌ ​ ‌‍‍​‌‍‌‌‌‍‌​​‍​‍‌ ‌
For instance, you supply inventory to a customer on credit with a
retention of title clause. The moment the goods are delivered, the
PMSI attaches to that inventory. If the customer does not pay, you
have rights over that collateral.​​​​‌ ‍ ​‍​‍‌‍ ‌ ​‍‌‍‍‌‌‍‌ ‌‍‍‌‌‍ ‍​‍​‍​ ‍‍​‍​‍‌ ​ ‌‍​‌‌‍ ‍‌‍‍‌‌ ‌​‌ ‍‌​‍ ‍‌‍‍‌‌‍ ​‍​‍​‍ ​​‍​‍‌‍‍​‌ ​‍‌‍‌‌‌‍‌‍​‍​‍​ ‍‍​‍​‍‌‍‍​‌ ‌​‌ ‌​‌ ​​‌ ​ ​ ‍‍​‍ ​‍ ‌‍ ‌‌‍​‌‌‍​ ‌‍‍ ‌‍​‌‌ ‍‌​‍ ‌‌‍‌ ‌‍ ‌‍ ‌‍‌​‌ ‌ ‌‍‍‌‌‍ ‍​‍ ‍‌ ​ ‌‍​‌‌‍ ‍‌‍‍‌‌ ‌​‌ ‍‌​‍ ‍‌ ​ ‌ ‌​‌ ‌‌‌‍‌​‌‍‍‌‌‍ ​‍ ‌ ​ ‌ ‌​‌ ‌‌‌‍‌​‌‍‍‌‌‍ ​‍ ‌‍‍‌‌‍ ‍‌ ‌​‌‍‌‌‌‍ ‍‌ ‌​​‍ ‌‍‌‌‌‍‌​‌‍‍‌‌ ‌​​‍ ‌‍ ‌‌‍ ‌‍‌​‌‍‌‌​ ‌‌ ​​‌ ​‍‌‍‌‌‌ ​ ‌‍‌‌‌‍ ‍‌ ‌​‌‍​‌‌ ‌​‌‍‍‌‌‍ ‌‍ ‍​ ‍ ‌‍‍‌‌‍‌​​ ‌​ ‍​​ ‌​​ ​​‌‍​ ​ ‌​​ ‍​​ ‌​​ ​‍​‍ ‌‌‍​‌​ ​ ‌‍​‍‌‍​‍​‍ ‌​ ‌​​ ​ ‌‍‌‌​ ‌ ​‍ ‌‌‍​‌‌‍‌‌‌‍‌‌​ ‌​​‍ ‌‌‍‌‍‌‍​‌​ ‌ ‌‍​‍​ ​‌​ ​ ​ ‌‍​ ​‌‌‍​ ​ ‍​‌‍​ ‌‍‌‌​ ‍ ‌ ‌​‌ ‍‌‌ ​​‌‍‌‌​ ‌‌ ​​‌‍ ‌ ​ ‌ ‌​​ ‍ ‌ ​​‌‍​‌‌ ‌​‌‍‍​​ ‌‌‍​ ‌‍ ‌‍ ‍‌ ‌​‌‍‌‌‌‍ ‍‌ ‌​​‍‌‌​ ‌‌‌​​‍‌‌ ‌‍‍ ‌‍‌‌‌ ‍‌​‍‌‌​ ​ ‌​‌​​‍‌‌​ ​ ‌​‌​​‍‌‌​ ​‍​ ​‍‌‍‌‌​ ‌‌‌‍‌‍​ ​ ‌‍​‍‌‍​‍​ ‍​‌‍​ ​ ‌‌​ ​ ‌‍​‌​ ‌ ​‍‌‌​ ​‍​ ​‍​‍‌‌​ ‌‌‌​‌​​‍ ‍‌‍​ ‌‍‍​‌‍‍‌‌‍ ​‌‍‌​‌ ​‍‌‍‌‌‌‍ ‍​‍‌‌​ ‌‌‌​​‍‌‌ ‌‍‍ ‌‍‌‌‌ ‍‌​‍‌‌​ ​ ‌​‌​​‍‌‌​ ​ ‌​‌​​‍‌‌​ ​‍​ ​‍‌‍​‌​ ‍​​ ‌ ​ ​‍​ ‌​​ ​‍​ ‍​‌‍‌‍‌‍‌‍​ ‌‌‌‍​‍​ ‍‌​‍‌‌​ ​‍​ ​‍​‍‌‌​ ‌‌‌​‌​​‍ ‍‌ ‌​‌‍‌‌‌ ‍​‌ ‌​​ ‌‍​‍‌‍​‌‌ ​ ‌‍‌‌‌‌‌‌‌ ​‍‌‍ ​​ ‌‌‍‍​‌ ‌​‌ ‌​‌ ​​‌ ​ ​‍‌‌​ ​ ‌​​‌​‍‌‌​ ​‍‌​‌‍​‍‌‌​ ​‍‌​‌‍‌‍ ‌‌‍​‌‌‍​ ‌‍‍ ‌‍​‌‌ ‍‌​‍ ‌‌‍‌ ‌‍ ‌‍ ‌‍‌​‌ ‌ ‌‍‍‌‌‍ ‍​‍ ‍‌ ​ ‌‍​‌‌‍ ‍‌‍‍‌‌ ‌​‌ ‍‌​‍ ‍‌ ​ ‌ ‌​‌ ‌‌‌‍‌​‌‍‍‌‌‍ ​‍‌‌​ ​‍‌​‌‍‌ ​ ‌ ‌​‌ ‌‌‌‍‌​‌‍‍‌‌‍ ​‍‌‍‌‍‍‌‌‍‌​​ ‌​ ‍​​ ‌​​ ​​‌‍​ ​ ‌​​ ‍​​ ‌​​ ​‍​‍ ‌‌‍​‌​ ​ ‌‍​‍‌‍​‍​‍ ‌​ ‌​​ ​ ‌‍‌‌​ ‌ ​‍ ‌‌‍​‌‌‍‌‌‌‍‌‌​ ‌​​‍ ‌‌‍‌‍‌‍​‌​ ‌ ‌‍​‍​ ​‌​ ​ ​ ‌‍​ ​‌‌‍​ ​ ‍​‌‍​ ‌‍‌‌​‍‌‍‌ ‌​‌ ‍‌‌ ​​‌‍‌‌​ ‌‌ ​​‌‍ ‌ ​ ‌ ‌​​‍‌‍‌ ​​‌‍​‌‌ ‌​‌‍‍​​ ‌‌‍​ ‌‍ ‌‍ ‍‌ ‌​‌‍‌‌‌‍ ‍‌ ‌​​‍‌‌​ ‌‌‌​​‍‌‌ ‌‍‍ ‌‍‌‌‌ ‍‌​‍‌‌​ ​ ‌​‌​​‍‌‌​ ​ ‌​‌​​‍‌‌​ ​‍​ ​‍‌‍‌‌​ ‌‌‌‍‌‍​ ​ ‌‍​‍‌‍​‍​ ‍​‌‍​ ​ ‌‌​ ​ ‌‍​‌​ ‌ ​‍‌‌​ ​‍​ ​‍​‍‌‌​ ‌‌‌​‌​​‍ ‍‌‍​ ‌‍‍​‌‍‍‌‌‍ ​‌‍‌​‌ ​‍‌‍‌‌‌‍ ‍​‍‌‌​ ‌‌‌​​‍‌‌ ‌‍‍ ‌‍‌‌‌ ‍‌​‍‌‌​ ​ ‌​‌​​‍‌‌​ ​ ‌​‌​​‍‌‌​ ​‍​ ​‍‌‍​‌​ ‍​​ ‌ ​ ​‍​ ‌​​ ​‍​ ‍​‌‍‌‍‌‍‌‍​ ‌‌‌‍​‍​ ‍‌​‍‌‌​ ​‍​ ​‍​‍‌‌​ ‌‌‌​‌​​‍ ‍‌ ‌​‌‍‌‌‌ ‍​‌ ‌​​‍‌‍‌ ​​‌‍‌‌‌ ​‍‌ ​ ‌ ​​‌‍‌‌‌‍​ ‌ ‌​‌‍‍‌‌ ‌‍‌‍‌‌​ ‌‌ ​​‌ ‌‌‌‍​‍‌‍ ​‌‍‍‌‌ ​ ‌‍‍​‌‍‌‌‌‍‌​​‍​‍‌ ‌
This applies across many industries, from stock supplied to retailers,
to commercial consignment arrangements, to equipment leased to
small businesses. If your business relies on deferred payment, a
PMSI is already part of your risk position.​​​​‌ ‍ ​‍​‍‌‍ ‌ ​‍‌‍‍‌‌‍‌ ‌‍‍‌‌‍ ‍​‍​‍​ ‍‍​‍​‍‌ ​ ‌‍​‌‌‍ ‍‌‍‍‌‌ ‌​‌ ‍‌​‍ ‍‌‍‍‌‌‍ ​‍​‍​‍ ​​‍​‍‌‍‍​‌ ​‍‌‍‌‌‌‍‌‍​‍​‍​ ‍‍​‍​‍‌‍‍​‌ ‌​‌ ‌​‌ ​​‌ ​ ​ ‍‍​‍ ​‍ ‌‍ ‌‌‍​‌‌‍​ ‌‍‍ ‌‍​‌‌ ‍‌​‍ ‌‌‍‌ ‌‍ ‌‍ ‌‍‌​‌ ‌ ‌‍‍‌‌‍ ‍​‍ ‍‌ ​ ‌‍​‌‌‍ ‍‌‍‍‌‌ ‌​‌ ‍‌​‍ ‍‌ ​ ‌ ‌​‌ ‌‌‌‍‌​‌‍‍‌‌‍ ​‍ ‌ ​ ‌ ‌​‌ ‌‌‌‍‌​‌‍‍‌‌‍ ​‍ ‌‍‍‌‌‍ ‍‌ ‌​‌‍‌‌‌‍ ‍‌ ‌​​‍ ‌‍‌‌‌‍‌​‌‍‍‌‌ ‌​​‍ ‌‍ ‌‌‍ ‌‍‌​‌‍‌‌​ ‌‌ ​​‌ ​‍‌‍‌‌‌ ​ ‌‍‌‌‌‍ ‍‌ ‌​‌‍​‌‌ ‌​‌‍‍‌‌‍ ‌‍ ‍​ ‍ ‌‍‍‌‌‍‌​​ ‌​ ‍​​ ‌​​ ​​‌‍​ ​ ‌​​ ‍​​ ‌​​ ​‍​‍ ‌‌‍​‌​ ​ ‌‍​‍‌‍​‍​‍ ‌​ ‌​​ ​ ‌‍‌‌​ ‌ ​‍ ‌‌‍​‌‌‍‌‌‌‍‌‌​ ‌​​‍ ‌‌‍‌‍‌‍​‌​ ‌ ‌‍​‍​ ​‌​ ​ ​ ‌‍​ ​‌‌‍​ ​ ‍​‌‍​ ‌‍‌‌​ ‍ ‌ ‌​‌ ‍‌‌ ​​‌‍‌‌​ ‌‌ ​​‌‍ ‌ ​ ‌ ‌​​ ‍ ‌ ​​‌‍​‌‌ ‌​‌‍‍​​ ‌‌‍​ ‌‍ ‌‍ ‍‌ ‌​‌‍‌‌‌‍ ‍‌ ‌​​‍‌‌​ ‌‌‌​​‍‌‌ ‌‍‍ ‌‍‌‌‌ ‍‌​‍‌‌​ ​ ‌​‌​​‍‌‌​ ​ ‌​‌​​‍‌‌​ ​‍​ ​‍​ ‍‌​ ‌ ​ ‍‌​ ‍​​ ‌​‌‍‌‍‌‍​‍​ ​ ​ ‌‍‌‍‌‌​ ‍‌‌‍​‌​‍‌‌​ ​‍​ ​‍​‍‌‌​ ‌‌‌​‌​​‍ ‍‌‍​ ‌‍‍​‌‍‍‌‌‍ ​‌‍‌​‌ ​‍‌‍‌‌‌‍ ‍​‍‌‌​ ‌‌‌​​‍‌‌ ‌‍‍ ‌‍‌‌‌ ‍‌​‍‌‌​ ​ ‌​‌​​‍‌‌​ ​ ‌​‌​​‍‌‌​ ​‍​ ​‍​ ‌​​ ‌‍​ ‍​​ ​‌‌‍​‌​ ​‌​ ‌‌‌‍​‍​ ‍​‌‍‌​​ ‌​​ ‌‌​‍‌‌​ ​‍​ ​‍​‍‌‌​ ‌‌‌​‌​​‍ ‍‌ ‌​‌‍‌‌‌ ‍​‌ ‌​​ ‌‍​‍‌‍​‌‌ ​ ‌‍‌‌‌‌‌‌‌ ​‍‌‍ ​​ ‌‌‍‍​‌ ‌​‌ ‌​‌ ​​‌ ​ ​‍‌‌​ ​ ‌​​‌​‍‌‌​ ​‍‌​‌‍​‍‌‌​ ​‍‌​‌‍‌‍ ‌‌‍​‌‌‍​ ‌‍‍ ‌‍​‌‌ ‍‌​‍ ‌‌‍‌ ‌‍ ‌‍ ‌‍‌​‌ ‌ ‌‍‍‌‌‍ ‍​‍ ‍‌ ​ ‌‍​‌‌‍ ‍‌‍‍‌‌ ‌​‌ ‍‌​‍ ‍‌ ​ ‌ ‌​‌ ‌‌‌‍‌​‌‍‍‌‌‍ ​‍‌‌​ ​‍‌​‌‍‌ ​ ‌ ‌​‌ ‌‌‌‍‌​‌‍‍‌‌‍ ​‍‌‍‌‍‍‌‌‍‌​​ ‌​ ‍​​ ‌​​ ​​‌‍​ ​ ‌​​ ‍​​ ‌​​ ​‍​‍ ‌‌‍​‌​ ​ ‌‍​‍‌‍​‍​‍ ‌​ ‌​​ ​ ‌‍‌‌​ ‌ ​‍ ‌‌‍​‌‌‍‌‌‌‍‌‌​ ‌​​‍ ‌‌‍‌‍‌‍​‌​ ‌ ‌‍​‍​ ​‌​ ​ ​ ‌‍​ ​‌‌‍​ ​ ‍​‌‍​ ‌‍‌‌​‍‌‍‌ ‌​‌ ‍‌‌ ​​‌‍‌‌​ ‌‌ ​​‌‍ ‌ ​ ‌ ‌​​‍‌‍‌ ​​‌‍​‌‌ ‌​‌‍‍​​ ‌‌‍​ ‌‍ ‌‍ ‍‌ ‌​‌‍‌‌‌‍ ‍‌ ‌​​‍‌‌​ ‌‌‌​​‍‌‌ ‌‍‍ ‌‍‌‌‌ ‍‌​‍‌‌​ ​ ‌​‌​​‍‌‌​ ​ ‌​‌​​‍‌‌​ ​‍​ ​‍​ ‍‌​ ‌ ​ ‍‌​ ‍​​ ‌​‌‍‌‍‌‍​‍​ ​ ​ ‌‍‌‍‌‌​ ‍‌‌‍​‌​‍‌‌​ ​‍​ ​‍​‍‌‌​ ‌‌‌​‌​​‍ ‍‌‍​ ‌‍‍​‌‍‍‌‌‍ ​‌‍‌​‌ ​‍‌‍‌‌‌‍ ‍​‍‌‌​ ‌‌‌​​‍‌‌ ‌‍‍ ‌‍‌‌‌ ‍‌​‍‌‌​ ​ ‌​‌​​‍‌‌​ ​ ‌​‌​​‍‌‌​ ​‍​ ​‍​ ‌​​ ‌‍​ ‍​​ ​‌‌‍​‌​ ​‌​ ‌‌‌‍​‍​ ‍​‌‍‌​​ ‌​​ ‌‌​‍‌‌​ ​‍​ ​‍​‍‌‌​ ‌‌‌​‌​​‍ ‍‌ ‌​‌‍‌‌‌ ‍​‌ ‌​​‍‌‍‌ ​​‌‍‌‌‌ ​‍‌ ​ ‌ ​​‌‍‌‌‌‍​ ‌ ‌​‌‍‍‌‌ ‌‍‌‍‌‌​ ‌‌ ​​‌ ‌‌‌‍​‍‌‍ ​‌‍‍‌‌ ​ ‌‍‍​‌‍‌‌‌‍‌​​‍​‍‌ ‌
What is super priority, and how does it
protect you?​​​​‌ ‍ ​‍​‍‌‍ ‌ ​‍‌‍‍‌‌‍‌ ‌‍‍‌‌‍ ‍​‍​‍​ ‍‍​‍​‍‌ ​ ‌‍​‌‌‍ ‍‌‍‍‌‌ ‌​‌ ‍‌​‍ ‍‌‍‍‌‌‍ ​‍​‍​‍ ​​‍​‍‌‍‍​‌ ​‍‌‍‌‌‌‍‌‍​‍​‍​ ‍‍​‍​‍‌‍‍​‌ ‌​‌ ‌​‌ ​​‌ ​ ​ ‍‍​‍ ​‍ ‌‍ ‌‌‍​‌‌‍​ ‌‍‍ ‌‍​‌‌ ‍‌​‍ ‌‌‍‌ ‌‍ ‌‍ ‌‍‌​‌ ‌ ‌‍‍‌‌‍ ‍​‍ ‍‌ ​ ‌‍​‌‌‍ ‍‌‍‍‌‌ ‌​‌ ‍‌​‍ ‍‌ ​ ‌ ‌​‌ ‌‌‌‍‌​‌‍‍‌‌‍ ​‍ ‌ ​ ‌ ‌​‌ ‌‌‌‍‌​‌‍‍‌‌‍ ​‍ ‌‍‍‌‌‍ ‍‌ ‌​‌‍‌‌‌‍ ‍‌ ‌​​‍ ‌‍‌‌‌‍‌​‌‍‍‌‌ ‌​​‍ ‌‍ ‌‌‍ ‌‍‌​‌‍‌‌​ ‌‌ ​​‌ ​‍‌‍‌‌‌ ​ ‌‍‌‌‌‍ ‍‌ ‌​‌‍​‌‌ ‌​‌‍‍‌‌‍ ‌‍ ‍​ ‍ ‌‍‍‌‌‍‌​​ ‌​ ‍​​ ‌​​ ​​‌‍​ ​ ‌​​ ‍​​ ‌​​ ​‍​‍ ‌‌‍​‌​ ​ ‌‍​‍‌‍​‍​‍ ‌​ ‌​​ ​ ‌‍‌‌​ ‌ ​‍ ‌‌‍​‌‌‍‌‌‌‍‌‌​ ‌​​‍ ‌‌‍‌‍‌‍​‌​ ‌ ‌‍​‍​ ​‌​ ​ ​ ‌‍​ ​‌‌‍​ ​ ‍​‌‍​ ‌‍‌‌​ ‍ ‌ ‌​‌ ‍‌‌ ​​‌‍‌‌​ ‌‌ ​​‌‍ ‌ ​ ‌ ‌​​ ‍ ‌ ​​‌‍​‌‌ ‌​‌‍‍​​ ‌‌‍​ ‌‍ ‌‍ ‍‌ ‌​‌‍‌‌‌‍ ‍‌ ‌​​‍‌‌​ ‌‌‌​​‍‌‌ ‌‍‍ ‌‍‌‌‌ ‍‌​‍‌‌​ ​ ‌​‌​​‍‌‌​ ​ ‌​‌​​‍‌‌​ ​‍​ ​‍​ ‍​​ ​ ​ ‌​​ ‌‍‌‍‌‌‌‍​ ​ ‌ ​ ‍​​ ‌​‌‍‌‍​ ​‌​ ‍‌​‍‌‌​ ​‍​ ​‍​‍‌‌​ ‌‌‌​‌​​‍ ‍‌‍​ ‌‍‍​‌‍‍‌‌‍ ​‌‍‌​‌ ​‍‌‍‌‌‌‍ ‍​‍‌‌​ ‌‌‌​​‍‌‌ ‌‍‍ ‌‍‌‌‌ ‍‌​‍‌‌​ ​ ‌​‌​​‍‌‌​ ​ ‌​‌​​‍‌‌​ ​‍​ ​‍​ ‌​​ ‍‌​ ‌ ​ ‍‌​ ‍‌​ ‍​​ ‌‌‌‍​‌​ ​‍​ ​​​ ‌‍​ ​​​‍‌‌​ ​‍​ ​‍​‍‌‌​ ‌‌‌​‌​​‍ ‍‌ ‌​‌‍‌‌‌ ‍​‌ ‌​​ ‌‍​‍‌‍​‌‌ ​ ‌‍‌‌‌‌‌‌‌ ​‍‌‍ ​​ ‌‌‍‍​‌ ‌​‌ ‌​‌ ​​‌ ​ ​‍‌‌​ ​ ‌​​‌​‍‌‌​ ​‍‌​‌‍​‍‌‌​ ​‍‌​‌‍‌‍ ‌‌‍​‌‌‍​ ‌‍‍ ‌‍​‌‌ ‍‌​‍ ‌‌‍‌ ‌‍ ‌‍ ‌‍‌​‌ ‌ ‌‍‍‌‌‍ ‍​‍ ‍‌ ​ ‌‍​‌‌‍ ‍‌‍‍‌‌ ‌​‌ ‍‌​‍ ‍‌ ​ ‌ ‌​‌ ‌‌‌‍‌​‌‍‍‌‌‍ ​‍‌‌​ ​‍‌​‌‍‌ ​ ‌ ‌​‌ ‌‌‌‍‌​‌‍‍‌‌‍ ​‍‌‍‌‍‍‌‌‍‌​​ ‌​ ‍​​ ‌​​ ​​‌‍​ ​ ‌​​ ‍​​ ‌​​ ​‍​‍ ‌‌‍​‌​ ​ ‌‍​‍‌‍​‍​‍ ‌​ ‌​​ ​ ‌‍‌‌​ ‌ ​‍ ‌‌‍​‌‌‍‌‌‌‍‌‌​ ‌​​‍ ‌‌‍‌‍‌‍​‌​ ‌ ‌‍​‍​ ​‌​ ​ ​ ‌‍​ ​‌‌‍​ ​ ‍​‌‍​ ‌‍‌‌​‍‌‍‌ ‌​‌ ‍‌‌ ​​‌‍‌‌​ ‌‌ ​​‌‍ ‌ ​ ‌ ‌​​‍‌‍‌ ​​‌‍​‌‌ ‌​‌‍‍​​ ‌‌‍​ ‌‍ ‌‍ ‍‌ ‌​‌‍‌‌‌‍ ‍‌ ‌​​‍‌‌​ ‌‌‌​​‍‌‌ ‌‍‍ ‌‍‌‌‌ ‍‌​‍‌‌​ ​ ‌​‌​​‍‌‌​ ​ ‌​‌​​‍‌‌​ ​‍​ ​‍​ ‍​​ ​ ​ ‌​​ ‌‍‌‍‌‌‌‍​ ​ ‌ ​ ‍​​ ‌​‌‍‌‍​ ​‌​ ‍‌​‍‌‌​ ​‍​ ​‍​‍‌‌​ ‌‌‌​‌​​‍ ‍‌‍​ ‌‍‍​‌‍‍‌‌‍ ​‌‍‌​‌ ​‍‌‍‌‌‌‍ ‍​‍‌‌​ ‌‌‌​​‍‌‌ ‌‍‍ ‌‍‌‌‌ ‍‌​‍‌‌​ ​ ‌​‌​​‍‌‌​ ​ ‌​‌​​‍‌‌​ ​‍​ ​‍​ ‌​​ ‍‌​ ‌ ​ ‍‌​ ‍‌​ ‍​​ ‌‌‌‍​‌​ ​‍​ ​​​ ‌‍​ ​​​‍‌‌​ ​‍​ ​‍​‍‌‌​ ‌‌‌​‌​​‍ ‍‌ ‌​‌‍‌‌‌ ‍​‌ ‌​​‍‌‍‌ ​​‌‍‌‌‌ ​‍‌ ​ ‌ ​​‌‍‌‌‌‍​ ‌ ‌​‌‍‍‌‌ ‌‍‌‍‌‌​ ‌‌ ​​‌ ‌‌‌‍​‍‌‍ ​‌‍‍‌‌ ​ ‌‍‍​‌‍‌‌‌‍‌​​‍​‍‌ ‌
A PMSI can achieve super priority, which means it can rank ahead
of other secured creditors even if they registered earlier.
Under the PPSA, the general rule is first in time, meaning the first
perfected security interests on the personal property securities
register take priority. A perfected PMSI can override that rule if it is
registered correctly and within the required timeframe.​​​​‌ ‍ ​‍​‍‌‍ ‌ ​‍‌‍‍‌‌‍‌ ‌‍‍‌‌‍ ‍​‍​‍​ ‍‍​‍​‍‌ ​ ‌‍​‌‌‍ ‍‌‍‍‌‌ ‌​‌ ‍‌​‍ ‍‌‍‍‌‌‍ ​‍​‍​‍ ​​‍​‍‌‍‍​‌ ​‍‌‍‌‌‌‍‌‍​‍​‍​ ‍‍​‍​‍‌‍‍​‌ ‌​‌ ‌​‌ ​​‌ ​ ​ ‍‍​‍ ​‍ ‌‍ ‌‌‍​‌‌‍​ ‌‍‍ ‌‍​‌‌ ‍‌​‍ ‌‌‍‌ ‌‍ ‌‍ ‌‍‌​‌ ‌ ‌‍‍‌‌‍ ‍​‍ ‍‌ ​ ‌‍​‌‌‍ ‍‌‍‍‌‌ ‌​‌ ‍‌​‍ ‍‌ ​ ‌ ‌​‌ ‌‌‌‍‌​‌‍‍‌‌‍ ​‍ ‌ ​ ‌ ‌​‌ ‌‌‌‍‌​‌‍‍‌‌‍ ​‍ ‌‍‍‌‌‍ ‍‌ ‌​‌‍‌‌‌‍ ‍‌ ‌​​‍ ‌‍‌‌‌‍‌​‌‍‍‌‌ ‌​​‍ ‌‍ ‌‌‍ ‌‍‌​‌‍‌‌​ ‌‌ ​​‌ ​‍‌‍‌‌‌ ​ ‌‍‌‌‌‍ ‍‌ ‌​‌‍​‌‌ ‌​‌‍‍‌‌‍ ‌‍ ‍​ ‍ ‌‍‍‌‌‍‌​​ ‌​ ‍​​ ‌​​ ​​‌‍​ ​ ‌​​ ‍​​ ‌​​ ​‍​‍ ‌‌‍​‌​ ​ ‌‍​‍‌‍​‍​‍ ‌​ ‌​​ ​ ‌‍‌‌​ ‌ ​‍ ‌‌‍​‌‌‍‌‌‌‍‌‌​ ‌​​‍ ‌‌‍‌‍‌‍​‌​ ‌ ‌‍​‍​ ​‌​ ​ ​ ‌‍​ ​‌‌‍​ ​ ‍​‌‍​ ‌‍‌‌​ ‍ ‌ ‌​‌ ‍‌‌ ​​‌‍‌‌​ ‌‌ ​​‌‍ ‌ ​ ‌ ‌​​ ‍ ‌ ​​‌‍​‌‌ ‌​‌‍‍​​ ‌‌‍​ ‌‍ ‌‍ ‍‌ ‌​‌‍‌‌‌‍ ‍‌ ‌​​‍‌‌​ ‌‌‌​​‍‌‌ ‌‍‍ ‌‍‌‌‌ ‍‌​‍‌‌​ ​ ‌​‌​​‍‌‌​ ​ ‌​‌​​‍‌‌​ ​‍​ ​‍‌‍‌‍‌‍​ ​ ​‌​ ​​​ ‌‍‌‍‌‌​ ‍‌​ ​​​ ​‌‌‍‌​​ ‍​​ ‍‌​‍‌‌​ ​‍​ ​‍​‍‌‌​ ‌‌‌​‌​​‍ ‍‌‍​ ‌‍‍​‌‍‍‌‌‍ ​‌‍‌​‌ ​‍‌‍‌‌‌‍ ‍​‍‌‌​ ‌‌‌​​‍‌‌ ‌‍‍ ‌‍‌‌‌ ‍‌​‍‌‌​ ​ ‌​‌​​‍‌‌​ ​ ‌​‌​​‍‌‌​ ​‍​ ​‍‌‍​ ​ ‌ ‌‍​‌‌‍​ ‌‍‌‌‌‍‌​​ ​‌​ ‌ ‌‍​‌‌‍‌‌‌‍‌​​ ​‌​‍‌‌​ ​‍​ ​‍​‍‌‌​ ‌‌‌​‌​​‍ ‍‌ ‌​‌‍‌‌‌ ‍​‌ ‌​​ ‌‍​‍‌‍​‌‌ ​ ‌‍‌‌‌‌‌‌‌ ​‍‌‍ ​​ ‌‌‍‍​‌ ‌​‌ ‌​‌ ​​‌ ​ ​‍‌‌​ ​ ‌​​‌​‍‌‌​ ​‍‌​‌‍​‍‌‌​ ​‍‌​‌‍‌‍ ‌‌‍​‌‌‍​ ‌‍‍ ‌‍​‌‌ ‍‌​‍ ‌‌‍‌ ‌‍ ‌‍ ‌‍‌​‌ ‌ ‌‍‍‌‌‍ ‍​‍ ‍‌ ​ ‌‍​‌‌‍ ‍‌‍‍‌‌ ‌​‌ ‍‌​‍ ‍‌ ​ ‌ ‌​‌ ‌‌‌‍‌​‌‍‍‌‌‍ ​‍‌‌​ ​‍‌​‌‍‌ ​ ‌ ‌​‌ ‌‌‌‍‌​‌‍‍‌‌‍ ​‍‌‍‌‍‍‌‌‍‌​​ ‌​ ‍​​ ‌​​ ​​‌‍​ ​ ‌​​ ‍​​ ‌​​ ​‍​‍ ‌‌‍​‌​ ​ ‌‍​‍‌‍​‍​‍ ‌​ ‌​​ ​ ‌‍‌‌​ ‌ ​‍ ‌‌‍​‌‌‍‌‌‌‍‌‌​ ‌​​‍ ‌‌‍‌‍‌‍​‌​ ‌ ‌‍​‍​ ​‌​ ​ ​ ‌‍​ ​‌‌‍​ ​ ‍​‌‍​ ‌‍‌‌​‍‌‍‌ ‌​‌ ‍‌‌ ​​‌‍‌‌​ ‌‌ ​​‌‍ ‌ ​ ‌ ‌​​‍‌‍‌ ​​‌‍​‌‌ ‌​‌‍‍​​ ‌‌‍​ ‌‍ ‌‍ ‍‌ ‌​‌‍‌‌‌‍ ‍‌ ‌​​‍‌‌​ ‌‌‌​​‍‌‌ ‌‍‍ ‌‍‌‌‌ ‍‌​‍‌‌​ ​ ‌​‌​​‍‌‌​ ​ ‌​‌​​‍‌‌​ ​‍​ ​‍‌‍‌‍‌‍​ ​ ​‌​ ​​​ ‌‍‌‍‌‌​ ‍‌​ ​​​ ​‌‌‍‌​​ ‍​​ ‍‌​‍‌‌​ ​‍​ ​‍​‍‌‌​ ‌‌‌​‌​​‍ ‍‌‍​ ‌‍‍​‌‍‍‌‌‍ ​‌‍‌​‌ ​‍‌‍‌‌‌‍ ‍​‍‌‌​ ‌‌‌​​‍‌‌ ‌‍‍ ‌‍‌‌‌ ‍‌​‍‌‌​ ​ ‌​‌​​‍‌‌​ ​ ‌​‌​​‍‌‌​ ​‍​ ​‍‌‍​ ​ ‌ ‌‍​‌‌‍​ ‌‍‌‌‌‍‌​​ ​‌​ ‌ ‌‍​‌‌‍‌‌‌‍‌​​ ​‌​‍‌‌​ ​‍​ ​‍​‍‌‌​ ‌‌‌​‌​​‍ ‍‌ ‌​‌‍‌‌‌ ‍​‌ ‌​​‍‌‍‌ ​​‌‍‌‌‌ ​‍‌ ​ ‌ ​​‌‍‌‌‌‍​ ‌ ‌​‌‍‍‌‌ ‌‍‌‍‌‌​ ‌‌ ​​‌ ‌‌‌‍​‍‌‍ ​‌‍‍‌‌ ​ ‌‍‍​‌‍‌‌‌‍‌​​‍​‍‌ ‌
Say, a bank holds a general security agreement over all present and
after-acquired property of a borrower. That bank is a secured party
with broad coverage. Later, you supply inventory to that same
borrower and register a PMSI over that inventory.​​​​‌ ‍ ​‍​‍‌‍ ‌ ​‍‌‍‍‌‌‍‌ ‌‍‍‌‌‍ ‍​‍​‍​ ‍‍​‍​‍‌ ​ ‌‍​‌‌‍ ‍‌‍‍‌‌ ‌​‌ ‍‌​‍ ‍‌‍‍‌‌‍ ​‍​‍​‍ ​​‍​‍‌‍‍​‌ ​‍‌‍‌‌‌‍‌‍​‍​‍​ ‍‍​‍​‍‌‍‍​‌ ‌​‌ ‌​‌ ​​‌ ​ ​ ‍‍​‍ ​‍ ‌‍ ‌‌‍​‌‌‍​ ‌‍‍ ‌‍​‌‌ ‍‌​‍ ‌‌‍‌ ‌‍ ‌‍ ‌‍‌​‌ ‌ ‌‍‍‌‌‍ ‍​‍ ‍‌ ​ ‌‍​‌‌‍ ‍‌‍‍‌‌ ‌​‌ ‍‌​‍ ‍‌ ​ ‌ ‌​‌ ‌‌‌‍‌​‌‍‍‌‌‍ ​‍ ‌ ​ ‌ ‌​‌ ‌‌‌‍‌​‌‍‍‌‌‍ ​‍ ‌‍‍‌‌‍ ‍‌ ‌​‌‍‌‌‌‍ ‍‌ ‌​​‍ ‌‍‌‌‌‍‌​‌‍‍‌‌ ‌​​‍ ‌‍ ‌‌‍ ‌‍‌​‌‍‌‌​ ‌‌ ​​‌ ​‍‌‍‌‌‌ ​ ‌‍‌‌‌‍ ‍‌ ‌​‌‍​‌‌ ‌​‌‍‍‌‌‍ ‌‍ ‍​ ‍ ‌‍‍‌‌‍‌​​ ‌​ ‍​​ ‌​​ ​​‌‍​ ​ ‌​​ ‍​​ ‌​​ ​‍​‍ ‌‌‍​‌​ ​ ‌‍​‍‌‍​‍​‍ ‌​ ‌​​ ​ ‌‍‌‌​ ‌ ​‍ ‌‌‍​‌‌‍‌‌‌‍‌‌​ ‌​​‍ ‌‌‍‌‍‌‍​‌​ ‌ ‌‍​‍​ ​‌​ ​ ​ ‌‍​ ​‌‌‍​ ​ ‍​‌‍​ ‌‍‌‌​ ‍ ‌ ‌​‌ ‍‌‌ ​​‌‍‌‌​ ‌‌ ​​‌‍ ‌ ​ ‌ ‌​​ ‍ ‌ ​​‌‍​‌‌ ‌​‌‍‍​​ ‌‌‍​ ‌‍ ‌‍ ‍‌ ‌​‌‍‌‌‌‍ ‍‌ ‌​​‍‌‌​ ‌‌‌​​‍‌‌ ‌‍‍ ‌‍‌‌‌ ‍‌​‍‌‌​ ​ ‌​‌​​‍‌‌​ ​ ‌​‌​​‍‌‌​ ​‍​ ​‍‌‍​‍​ ​‌​ ‌ ‌‍​‌‌‍​ ​ ‌ ​ ‌‌‌‍​‌‌‍​‌​ ‌‍​ ‌‌‌‍​‍​‍‌‌​ ​‍​ ​‍​‍‌‌​ ‌‌‌​‌​​‍ ‍‌‍​ ‌‍‍​‌‍‍‌‌‍ ​‌‍‌​‌ ​‍‌‍‌‌‌‍ ‍​‍‌‌​ ‌‌‌​​‍‌‌ ‌‍‍ ‌‍‌‌‌ ‍‌​‍‌‌​ ​ ‌​‌​​‍‌‌​ ​ ‌​‌​​‍‌‌​ ​‍​ ​‍‌‍​ ​ ​‍​ ​​​ ‌​‌‍​‍​ ​ ‌‍​ ‌‍‌‍‌‍‌‌​ ‌ ‌‍‌‍​ ‌​​‍‌‌​ ​‍​ ​‍​‍‌‌​ ‌‌‌​‌​​‍ ‍‌ ‌​‌‍‌‌‌ ‍​‌ ‌​​ ‌‍​‍‌‍​‌‌ ​ ‌‍‌‌‌‌‌‌‌ ​‍‌‍ ​​ ‌‌‍‍​‌ ‌​‌ ‌​‌ ​​‌ ​ ​‍‌‌​ ​ ‌​​‌​‍‌‌​ ​‍‌​‌‍​‍‌‌​ ​‍‌​‌‍‌‍ ‌‌‍​‌‌‍​ ‌‍‍ ‌‍​‌‌ ‍‌​‍ ‌‌‍‌ ‌‍ ‌‍ ‌‍‌​‌ ‌ ‌‍‍‌‌‍ ‍​‍ ‍‌ ​ ‌‍​‌‌‍ ‍‌‍‍‌‌ ‌​‌ ‍‌​‍ ‍‌ ​ ‌ ‌​‌ ‌‌‌‍‌​‌‍‍‌‌‍ ​‍‌‌​ ​‍‌​‌‍‌ ​ ‌ ‌​‌ ‌‌‌‍‌​‌‍‍‌‌‍ ​‍‌‍‌‍‍‌‌‍‌​​ ‌​ ‍​​ ‌​​ ​​‌‍​ ​ ‌​​ ‍​​ ‌​​ ​‍​‍ ‌‌‍​‌​ ​ ‌‍​‍‌‍​‍​‍ ‌​ ‌​​ ​ ‌‍‌‌​ ‌ ​‍ ‌‌‍​‌‌‍‌‌‌‍‌‌​ ‌​​‍ ‌‌‍‌‍‌‍​‌​ ‌ ‌‍​‍​ ​‌​ ​ ​ ‌‍​ ​‌‌‍​ ​ ‍​‌‍​ ‌‍‌‌​‍‌‍‌ ‌​‌ ‍‌‌ ​​‌‍‌‌​ ‌‌ ​​‌‍ ‌ ​ ‌ ‌​​‍‌‍‌ ​​‌‍​‌‌ ‌​‌‍‍​​ ‌‌‍​ ‌‍ ‌‍ ‍‌ ‌​‌‍‌‌‌‍ ‍‌ ‌​​‍‌‌​ ‌‌‌​​‍‌‌ ‌‍‍ ‌‍‌‌‌ ‍‌​‍‌‌​ ​ ‌​‌​​‍‌‌​ ​ ‌​‌​​‍‌‌​ ​‍​ ​‍‌‍​‍​ ​‌​ ‌ ‌‍​‌‌‍​ ​ ‌ ​ ‌‌‌‍​‌‌‍​‌​ ‌‍​ ‌‌‌‍​‍​‍‌‌​ ​‍​ ​‍​‍‌‌​ ‌‌‌​‌​​‍ ‍‌‍​ ‌‍‍​‌‍‍‌‌‍ ​‌‍‌​‌ ​‍‌‍‌‌‌‍ ‍​‍‌‌​ ‌‌‌​​‍‌‌ ‌‍‍ ‌‍‌‌‌ ‍‌​‍‌‌​ ​ ‌​‌​​‍‌‌​ ​ ‌​‌​​‍‌‌​ ​‍​ ​‍‌‍​ ​ ​‍​ ​​​ ‌​‌‍​‍​ ​ ‌‍​ ‌‍‌‍‌‍‌‌​ ‌ ‌‍‌‍​ ‌​​‍‌‌​ ​‍​ ​‍​‍‌‌​ ‌‌‌​‌​​‍ ‍‌ ‌​‌‍‌‌‌ ‍​‌ ‌​​‍‌‍‌ ​​‌‍‌‌‌ ​‍‌ ​ ‌ ​​‌‍‌‌‌‍​ ‌ ‌​‌‍‍‌‌ ‌‍‌‍‌‌​ ‌‌ ​​‌ ‌‌‌‍​‍‌‍ ​‌‍‍‌‌ ​ ‌‍‍​‌‍‌‌‌‍‌​​‍​‍‌ ‌
If the borrower ​​​​‌ ‍ ​‍​‍‌‍ ‌ ​‍‌‍‍‌‌‍‌ ‌‍‍‌‌‍ ‍​‍​‍​ ‍‍​‍​‍‌ ​ ‌‍​‌‌‍ ‍‌‍‍‌‌ ‌​‌ ‍‌​‍ ‍‌‍‍‌‌‍ ​‍​‍​‍ ​​‍​‍‌‍‍​‌ ​‍‌‍‌‌‌‍‌‍​‍​‍​ ‍‍​‍​‍‌‍‍​‌ ‌​‌ ‌​‌ ​​‌ ​ ​ ‍‍​‍ ​‍ ‌‍ ‌‌‍​‌‌‍​ ‌‍‍ ‌‍​‌‌ ‍‌​‍ ‌‌‍‌ ‌‍ ‌‍ ‌‍‌​‌ ‌ ‌‍‍‌‌‍ ‍​‍ ‍‌ ​ ‌‍​‌‌‍ ‍‌‍‍‌‌ ‌​‌ ‍‌​‍ ‍‌ ​ ‌ ‌​‌ ‌‌‌‍‌​‌‍‍‌‌‍ ​‍ ‌ ​ ‌ ‌​‌ ‌‌‌‍‌​‌‍‍‌‌‍ ​‍ ‌‍‍‌‌‍ ‍‌ ‌​‌‍‌‌‌‍ ‍‌ ‌​​‍ ‌‍‌‌‌‍‌​‌‍‍‌‌ ‌​​‍ ‌‍ ‌‌‍ ‌‍‌​‌‍‌‌​ ‌‌ ​​‌ ​‍‌‍‌‌‌ ​ ‌‍‌‌‌‍ ‍‌ ‌​‌‍​‌‌ ‌​‌‍‍‌‌‍ ‌‍ ‍​ ‍ ‌‍‍‌‌‍‌​​ ‌​ ‍​​ ‌​​ ​​‌‍​ ​ ‌​​ ‍​​ ‌​​ ​‍​‍ ‌‌‍​‌​ ​ ‌‍​‍‌‍​‍​‍ ‌​ ‌​​ ​ ‌‍‌‌​ ‌ ​‍ ‌‌‍​‌‌‍‌‌‌‍‌‌​ ‌​​‍ ‌‌‍‌‍‌‍​‌​ ‌ ‌‍​‍​ ​‌​ ​ ​ ‌‍​ ​‌‌‍​ ​ ‍​‌‍​ ‌‍‌‌​ ‍ ‌ ‌​‌ ‍‌‌ ​​‌‍‌‌​ ‌‌ ​​‌‍ ‌ ​ ‌ ‌​​ ‍ ‌ ​​‌‍​‌‌ ‌​‌‍‍​​ ‌‌‍​ ‌‍ ‌‍ ‍‌ ‌​‌‍‌‌‌‍ ‍‌ ‌​​‍‌‌​ ‌‌‌​​‍‌‌ ‌‍‍ ‌‍‌‌‌ ‍‌​‍‌‌​ ​ ‌​‌​​‍‌‌​ ​ ‌​‌​​‍‌‌​ ​‍​ ​‍​ ​‍​ ​​​ ‍​​ ​​‌‍​‍‌‍​ ​ ‌‍​ ‌‍​ ​​​ ​​​ ​​​ ‍‌​‍‌‌​ ​‍​ ​‍​‍‌‌​ ‌‌‌​‌​​‍ ‍‌‍​ ‌‍‍​‌‍‍‌‌‍ ​‌‍‌​‌ ​‍‌‍‌‌‌‍ ‍​‍‌‌​ ‌‌‌​​‍‌‌ ‌‍‍ ‌‍‌‌‌ ‍‌​‍‌‌​ ​ ‌​‌​​‍‌‌​ ​ ‌​‌​​‍‌‌​ ​‍​ ​‍​ ‍​​ ​​‌‍‌‍‌‍‌‍​ ​​​ ​‍‌‍‌‍​ ‌​‌‍​ ​ ‍​​ ‍​‌‍‌‌​‍‌‌​ ​‍​ ​‍​‍‌‌​ ‌‌‌​‌​​‍ ‍‌ ‌​‌‍‌‌‌ ‍​‌ ‌​​ ‌‍​‍‌‍​‌‌ ​ ‌‍‌‌‌‌‌‌‌ ​‍‌‍ ​​ ‌‌‍‍​‌ ‌​‌ ‌​‌ ​​‌ ​ ​‍‌‌​ ​ ‌​​‌​‍‌‌​ ​‍‌​‌‍​‍‌‌​ ​‍‌​‌‍‌‍ ‌‌‍​‌‌‍​ ‌‍‍ ‌‍​‌‌ ‍‌​‍ ‌‌‍‌ ‌‍ ‌‍ ‌‍‌​‌ ‌ ‌‍‍‌‌‍ ‍​‍ ‍‌ ​ ‌‍​‌‌‍ ‍‌‍‍‌‌ ‌​‌ ‍‌​‍ ‍‌ ​ ‌ ‌​‌ ‌‌‌‍‌​‌‍‍‌‌‍ ​‍‌‌​ ​‍‌​‌‍‌ ​ ‌ ‌​‌ ‌‌‌‍‌​‌‍‍‌‌‍ ​‍‌‍‌‍‍‌‌‍‌​​ ‌​ ‍​​ ‌​​ ​​‌‍​ ​ ‌​​ ‍​​ ‌​​ ​‍​‍ ‌‌‍​‌​ ​ ‌‍​‍‌‍​‍​‍ ‌​ ‌​​ ​ ‌‍‌‌​ ‌ ​‍ ‌‌‍​‌‌‍‌‌‌‍‌‌​ ‌​​‍ ‌‌‍‌‍‌‍​‌​ ‌ ‌‍​‍​ ​‌​ ​ ​ ‌‍​ ​‌‌‍​ ​ ‍​‌‍​ ‌‍‌‌​‍‌‍‌ ‌​‌ ‍‌‌ ​​‌‍‌‌​ ‌‌ ​​‌‍ ‌ ​ ‌ ‌​​‍‌‍‌ ​​‌‍​‌‌ ‌​‌‍‍​​ ‌‌‍​ ‌‍ ‌‍ ‍‌ ‌​‌‍‌‌‌‍ ‍‌ ‌​​‍‌‌​ ‌‌‌​​‍‌‌ ‌‍‍ ‌‍‌‌‌ ‍‌​‍‌‌​ ​ ‌​‌​​‍‌‌​ ​ ‌​‌​​‍‌‌​ ​‍​ ​‍​ ​‍​ ​​​ ‍​​ ​​‌‍​‍‌‍​ ​ ‌‍​ ‌‍​ ​​​ ​​​ ​​​ ‍‌​‍‌‌​ ​‍​ ​‍​‍‌‌​ ‌‌‌​‌​​‍ ‍‌‍​ ‌‍‍​‌‍‍‌‌‍ ​‌‍‌​‌ ​‍‌‍‌‌‌‍ ‍​‍‌‌​ ‌‌‌​​‍‌‌ ‌‍‍ ‌‍‌‌‌ ‍‌​‍‌‌​ ​ ‌​‌​​‍‌‌​ ​ ‌​‌​​‍‌‌​ ​‍​ ​‍​ ‍​​ ​​‌‍‌‍‌‍‌‍​ ​​​ ​‍‌‍‌‍​ ‌​‌‍​ ​ ‍​​ ‍​‌‍‌‌​‍‌‌​ ​‍​ ​‍​‍‌‌​ ‌‌‌​‌​​‍ ‍‌ ‌​‌‍‌‌‌ ‍​‌ ‌​​‍‌‍‌ ​​‌‍‌‌‌ ​‍‌ ​ ‌ ​​‌‍‌‌‌‍​ ‌ ‌​‌‍‍‌‌ ‌‍‌‍‌‌​ ‌‌ ​​‌ ‌‌‌‍​‍‌‍ ​‌‍‍‌‌ ​ ‌‍‍​‌‍‌‌‌‍‌​​‍​‍‌ ‌becomes insolvent​​​​‌ ‍ ​‍​‍‌‍ ‌ ​‍‌‍‍‌‌‍‌ ‌‍‍‌‌‍ ‍​‍​‍​ ‍‍​‍​‍‌ ​ ‌‍​‌‌‍ ‍‌‍‍‌‌ ‌​‌ ‍‌​‍ ‍‌‍‍‌‌‍ ​‍​‍​‍ ​​‍​‍‌‍‍​‌ ​‍‌‍‌‌‌‍‌‍​‍​‍​ ‍‍​‍​‍‌‍‍​‌ ‌​‌ ‌​‌ ​​‌ ​ ​ ‍‍​‍ ​‍ ‌‍ ‌‌‍​‌‌‍​ ‌‍‍ ‌‍​‌‌ ‍‌​‍ ‌‌‍‌ ‌‍ ‌‍ ‌‍‌​‌ ‌ ‌‍‍‌‌‍ ‍​‍ ‍‌ ​ ‌‍​‌‌‍ ‍‌‍‍‌‌ ‌​‌ ‍‌​‍ ‍‌ ​ ‌ ‌​‌ ‌‌‌‍‌​‌‍‍‌‌‍ ​‍ ‌ ​ ‌ ‌​‌ ‌‌‌‍‌​‌‍‍‌‌‍ ​‍ ‌‍‍‌‌‍ ‍‌ ‌​‌‍‌‌‌‍ ‍‌ ‌​​‍ ‌‍‌‌‌‍‌​‌‍‍‌‌ ‌​​‍ ‌‍ ‌‌‍ ‌‍‌​‌‍‌‌​ ‌‌ ​​‌ ​‍‌‍‌‌‌ ​ ‌‍‌‌‌‍ ‍‌ ‌​‌‍​‌‌ ‌​‌‍‍‌‌‍ ‌‍ ‍​ ‍ ‌‍‍‌‌‍‌​​ ‌​ ‍​​ ‌​​ ​​‌‍​ ​ ‌​​ ‍​​ ‌​​ ​‍​‍ ‌‌‍​‌​ ​ ‌‍​‍‌‍​‍​‍ ‌​ ‌​​ ​ ‌‍‌‌​ ‌ ​‍ ‌‌‍​‌‌‍‌‌‌‍‌‌​ ‌​​‍ ‌‌‍‌‍‌‍​‌​ ‌ ‌‍​‍​ ​‌​ ​ ​ ‌‍​ ​‌‌‍​ ​ ‍​‌‍​ ‌‍‌‌​ ‍ ‌ ‌​‌ ‍‌‌ ​​‌‍‌‌​ ‌‌ ​​‌‍ ‌ ​ ‌ ‌​​ ‍ ‌ ​​‌‍​‌‌ ‌​‌‍‍​​ ‌‌‍​ ‌‍ ‌‍ ‍‌ ‌​‌‍‌‌‌‍ ‍‌ ‌​​‍‌‌​ ‌‌‌​​‍‌‌ ‌‍‍ ‌‍‌‌‌ ‍‌​‍‌‌​ ​ ‌​‌​​‍‌‌​ ​ ‌​‌​​‍‌‌​ ​‍​ ​‍​ ​‍​ ​​​ ‍​​ ​​‌‍​‍‌‍​ ​ ‌‍​ ‌‍​ ​​​ ​​​ ​​​ ‍‌​‍‌‌​ ​‍​ ​‍​‍‌‌​ ‌‌‌​‌​​‍ ‍‌‍​ ‌‍‍​‌‍‍‌‌‍ ​‌‍‌​‌ ​‍‌‍‌‌‌‍ ‍​‍‌‌​ ‌‌‌​​‍‌‌ ‌‍‍ ‌‍‌‌‌ ‍‌​‍‌‌​ ​ ‌​‌​​‍‌‌​ ​ ‌​‌​​‍‌‌​ ​‍​ ​‍​ ‌​‌‍​ ​ ​​‌‍‌‌​ ‍​​ ‍​​ ​‌​ ​‌​ ​ ‌‍‌​​ ‌‌​ ‌‍​‍‌‌​ ​‍​ ​‍​‍‌‌​ ‌‌‌​‌​​‍ ‍‌ ‌​‌‍‌‌‌ ‍​‌ ‌​​ ‌‍​‍‌‍​‌‌ ​ ‌‍‌‌‌‌‌‌‌ ​‍‌‍ ​​ ‌‌‍‍​‌ ‌​‌ ‌​‌ ​​‌ ​ ​‍‌‌​ ​ ‌​​‌​‍‌‌​ ​‍‌​‌‍​‍‌‌​ ​‍‌​‌‍‌‍ ‌‌‍​‌‌‍​ ‌‍‍ ‌‍​‌‌ ‍‌​‍ ‌‌‍‌ ‌‍ ‌‍ ‌‍‌​‌ ‌ ‌‍‍‌‌‍ ‍​‍ ‍‌ ​ ‌‍​‌‌‍ ‍‌‍‍‌‌ ‌​‌ ‍‌​‍ ‍‌ ​ ‌ ‌​‌ ‌‌‌‍‌​‌‍‍‌‌‍ ​‍‌‌​ ​‍‌​‌‍‌ ​ ‌ ‌​‌ ‌‌‌‍‌​‌‍‍‌‌‍ ​‍‌‍‌‍‍‌‌‍‌​​ ‌​ ‍​​ ‌​​ ​​‌‍​ ​ ‌​​ ‍​​ ‌​​ ​‍​‍ ‌‌‍​‌​ ​ ‌‍​‍‌‍​‍​‍ ‌​ ‌​​ ​ ‌‍‌‌​ ‌ ​‍ ‌‌‍​‌‌‍‌‌‌‍‌‌​ ‌​​‍ ‌‌‍‌‍‌‍​‌​ ‌ ‌‍​‍​ ​‌​ ​ ​ ‌‍​ ​‌‌‍​ ​ ‍​‌‍​ ‌‍‌‌​‍‌‍‌ ‌​‌ ‍‌‌ ​​‌‍‌‌​ ‌‌ ​​‌‍ ‌ ​ ‌ ‌​​‍‌‍‌ ​​‌‍​‌‌ ‌​‌‍‍​​ ‌‌‍​ ‌‍ ‌‍ ‍‌ ‌​‌‍‌‌‌‍ ‍‌ ‌​​‍‌‌​ ‌‌‌​​‍‌‌ ‌‍‍ ‌‍‌‌‌ ‍‌​‍‌‌​ ​ ‌​‌​​‍‌‌​ ​ ‌​‌​​‍‌‌​ ​‍​ ​‍​ ​‍​ ​​​ ‍​​ ​​‌‍​‍‌‍​ ​ ‌‍​ ‌‍​ ​​​ ​​​ ​​​ ‍‌​‍‌‌​ ​‍​ ​‍​‍‌‌​ ‌‌‌​‌​​‍ ‍‌‍​ ‌‍‍​‌‍‍‌‌‍ ​‌‍‌​‌ ​‍‌‍‌‌‌‍ ‍​‍‌‌​ ‌‌‌​​‍‌‌ ‌‍‍ ‌‍‌‌‌ ‍‌​‍‌‌​ ​ ‌​‌​​‍‌‌​ ​ ‌​‌​​‍‌‌​ ​‍​ ​‍​ ‌​‌‍​ ​ ​​‌‍‌‌​ ‍​​ ‍​​ ​‌​ ​‌​ ​ ‌‍‌​​ ‌‌​ ‌‍​‍‌‌​ ​‍​ ​‍​‍‌‌​ ‌‌‌​‌​​‍ ‍‌ ‌​‌‍‌‌‌ ‍​‌ ‌​​‍‌‍‌ ​​‌‍‌‌‌ ​‍‌ ​ ‌ ​​‌‍‌‌‌‍​ ‌ ‌​‌‍‍‌‌ ‌‍‌‍‌‌​ ‌‌ ​​‌ ‌‌‌‍​‍‌‍ ​‌‍‍‌‌ ​ ‌‍‍​‌‍‌‌‌‍‌​​‍​‍‌ ‌, your perfected PMSI over that
specific collateral can put you first in line for recovery of that
inventory. The bank remains a secured creditor, but your PMSI
priority applies to the goods you supplied.​​​​‌ ‍ ​‍​‍‌‍ ‌ ​‍‌‍‍‌‌‍‌ ‌‍‍‌‌‍ ‍​‍​‍​ ‍‍​‍​‍‌ ​ ‌‍​‌‌‍ ‍‌‍‍‌‌ ‌​‌ ‍‌​‍ ‍‌‍‍‌‌‍ ​‍​‍​‍ ​​‍​‍‌‍‍​‌ ​‍‌‍‌‌‌‍‌‍​‍​‍​ ‍‍​‍​‍‌‍‍​‌ ‌​‌ ‌​‌ ​​‌ ​ ​ ‍‍​‍ ​‍ ‌‍ ‌‌‍​‌‌‍​ ‌‍‍ ‌‍​‌‌ ‍‌​‍ ‌‌‍‌ ‌‍ ‌‍ ‌‍‌​‌ ‌ ‌‍‍‌‌‍ ‍​‍ ‍‌ ​ ‌‍​‌‌‍ ‍‌‍‍‌‌ ‌​‌ ‍‌​‍ ‍‌ ​ ‌ ‌​‌ ‌‌‌‍‌​‌‍‍‌‌‍ ​‍ ‌ ​ ‌ ‌​‌ ‌‌‌‍‌​‌‍‍‌‌‍ ​‍ ‌‍‍‌‌‍ ‍‌ ‌​‌‍‌‌‌‍ ‍‌ ‌​​‍ ‌‍‌‌‌‍‌​‌‍‍‌‌ ‌​​‍ ‌‍ ‌‌‍ ‌‍‌​‌‍‌‌​ ‌‌ ​​‌ ​‍‌‍‌‌‌ ​ ‌‍‌‌‌‍ ‍‌ ‌​‌‍​‌‌ ‌​‌‍‍‌‌‍ ‌‍ ‍​ ‍ ‌‍‍‌‌‍‌​​ ‌​ ‍​​ ‌​​ ​​‌‍​ ​ ‌​​ ‍​​ ‌​​ ​‍​‍ ‌‌‍​‌​ ​ ‌‍​‍‌‍​‍​‍ ‌​ ‌​​ ​ ‌‍‌‌​ ‌ ​‍ ‌‌‍​‌‌‍‌‌‌‍‌‌​ ‌​​‍ ‌‌‍‌‍‌‍​‌​ ‌ ‌‍​‍​ ​‌​ ​ ​ ‌‍​ ​‌‌‍​ ​ ‍​‌‍​ ‌‍‌‌​ ‍ ‌ ‌​‌ ‍‌‌ ​​‌‍‌‌​ ‌‌ ​​‌‍ ‌ ​ ‌ ‌​​ ‍ ‌ ​​‌‍​‌‌ ‌​‌‍‍​​ ‌‌‍​ ‌‍ ‌‍ ‍‌ ‌​‌‍‌‌‌‍ ‍‌ ‌​​‍‌‌​ ‌‌‌​​‍‌‌ ‌‍‍ ‌‍‌‌‌ ‍‌​‍‌‌​ ​ ‌​‌​​‍‌‌​ ​ ‌​‌​​‍‌‌​ ​‍​ ​‍​ ​‍​ ​​​ ‍​​ ​​‌‍​‍‌‍​ ​ ‌‍​ ‌‍​ ​​​ ​​​ ​​​ ‍‌​‍‌‌​ ​‍​ ​‍​‍‌‌​ ‌‌‌​‌​​‍ ‍‌‍​ ‌‍‍​‌‍‍‌‌‍ ​‌‍‌​‌ ​‍‌‍‌‌‌‍ ‍​‍‌‌​ ‌‌‌​​‍‌‌ ‌‍‍ ‌‍‌‌‌ ‍‌​‍‌‌​ ​ ‌​‌​​‍‌‌​ ​ ‌​‌​​‍‌‌​ ​‍​ ​‍‌‍‌‌​ ​‌‌‍​ ​ ‌‍​ ‌‌​ ‌ ​ ‍​​ ​ ​ ‍​​ ​‌​ ‌‍‌‍​‌​‍‌‌​ ​‍​ ​‍​‍‌‌​ ‌‌‌​‌​​‍ ‍‌ ‌​‌‍‌‌‌ ‍​‌ ‌​​ ‌‍​‍‌‍​‌‌ ​ ‌‍‌‌‌‌‌‌‌ ​‍‌‍ ​​ ‌‌‍‍​‌ ‌​‌ ‌​‌ ​​‌ ​ ​‍‌‌​ ​ ‌​​‌​‍‌‌​ ​‍‌​‌‍​‍‌‌​ ​‍‌​‌‍‌‍ ‌‌‍​‌‌‍​ ‌‍‍ ‌‍​‌‌ ‍‌​‍ ‌‌‍‌ ‌‍ ‌‍ ‌‍‌​‌ ‌ ‌‍‍‌‌‍ ‍​‍ ‍‌ ​ ‌‍​‌‌‍ ‍‌‍‍‌‌ ‌​‌ ‍‌​‍ ‍‌ ​ ‌ ‌​‌ ‌‌‌‍‌​‌‍‍‌‌‍ ​‍‌‌​ ​‍‌​‌‍‌ ​ ‌ ‌​‌ ‌‌‌‍‌​‌‍‍‌‌‍ ​‍‌‍‌‍‍‌‌‍‌​​ ‌​ ‍​​ ‌​​ ​​‌‍​ ​ ‌​​ ‍​​ ‌​​ ​‍​‍ ‌‌‍​‌​ ​ ‌‍​‍‌‍​‍​‍ ‌​ ‌​​ ​ ‌‍‌‌​ ‌ ​‍ ‌‌‍​‌‌‍‌‌‌‍‌‌​ ‌​​‍ ‌‌‍‌‍‌‍​‌​ ‌ ‌‍​‍​ ​‌​ ​ ​ ‌‍​ ​‌‌‍​ ​ ‍​‌‍​ ‌‍‌‌​‍‌‍‌ ‌​‌ ‍‌‌ ​​‌‍‌‌​ ‌‌ ​​‌‍ ‌ ​ ‌ ‌​​‍‌‍‌ ​​‌‍​‌‌ ‌​‌‍‍​​ ‌‌‍​ ‌‍ ‌‍ ‍‌ ‌​‌‍‌‌‌‍ ‍‌ ‌​​‍‌‌​ ‌‌‌​​‍‌‌ ‌‍‍ ‌‍‌‌‌ ‍‌​‍‌‌​ ​ ‌​‌​​‍‌‌​ ​ ‌​‌​​‍‌‌​ ​‍​ ​‍​ ​‍​ ​​​ ‍​​ ​​‌‍​‍‌‍​ ​ ‌‍​ ‌‍​ ​​​ ​​​ ​​​ ‍‌​‍‌‌​ ​‍​ ​‍​‍‌‌​ ‌‌‌​‌​​‍ ‍‌‍​ ‌‍‍​‌‍‍‌‌‍ ​‌‍‌​‌ ​‍‌‍‌‌‌‍ ‍​‍‌‌​ ‌‌‌​​‍‌‌ ‌‍‍ ‌‍‌‌‌ ‍‌​‍‌‌​ ​ ‌​‌​​‍‌‌​ ​ ‌​‌​​‍‌‌​ ​‍​ ​‍‌‍‌‌​ ​‌‌‍​ ​ ‌‍​ ‌‌​ ‌ ​ ‍​​ ​ ​ ‍​​ ​‌​ ‌‍‌‍​‌​‍‌‌​ ​‍​ ​‍​‍‌‌​ ‌‌‌​‌​​‍ ‍‌ ‌​‌‍‌‌‌ ‍​‌ ‌​​‍‌‍‌ ​​‌‍‌‌‌ ​‍‌ ​ ‌ ​​‌‍‌‌‌‍​ ‌ ‌​‌‍‍‌‌ ‌‍‌‍‌‌​ ‌‌ ​​‌ ‌‌‌‍​‍‌‍ ​‌‍‍‌‌ ​ ‌‍‍​‌‍‌‌‌‍‌​​‍​‍‌ ‌
The 2026 PPSA amendments and what it
means for PMSIs​​​​‌ ‍ ​‍​‍‌‍ ‌ ​‍‌‍‍‌‌‍‌ ‌‍‍‌‌‍ ‍​‍​‍​ ‍‍​‍​‍‌ ​ ‌‍​‌‌‍ ‍‌‍‍‌‌ ‌​‌ ‍‌​‍ ‍‌‍‍‌‌‍ ​‍​‍​‍ ​​‍​‍‌‍‍​‌ ​‍‌‍‌‌‌‍‌‍​‍​‍​ ‍‍​‍​‍‌‍‍​‌ ‌​‌ ‌​‌ ​​‌ ​ ​ ‍‍​‍ ​‍ ‌‍ ‌‌‍​‌‌‍​ ‌‍‍ ‌‍​‌‌ ‍‌​‍ ‌‌‍‌ ‌‍ ‌‍ ‌‍‌​‌ ‌ ‌‍‍‌‌‍ ‍​‍ ‍‌ ​ ‌‍​‌‌‍ ‍‌‍‍‌‌ ‌​‌ ‍‌​‍ ‍‌ ​ ‌ ‌​‌ ‌‌‌‍‌​‌‍‍‌‌‍ ​‍ ‌ ​ ‌ ‌​‌ ‌‌‌‍‌​‌‍‍‌‌‍ ​‍ ‌‍‍‌‌‍ ‍‌ ‌​‌‍‌‌‌‍ ‍‌ ‌​​‍ ‌‍‌‌‌‍‌​‌‍‍‌‌ ‌​​‍ ‌‍ ‌‌‍ ‌‍‌​‌‍‌‌​ ‌‌ ​​‌ ​‍‌‍‌‌‌ ​ ‌‍‌‌‌‍ ‍‌ ‌​‌‍​‌‌ ‌​‌‍‍‌‌‍ ‌‍ ‍​ ‍ ‌‍‍‌‌‍‌​​ ‌​ ‍​​ ‌​​ ​​‌‍​ ​ ‌​​ ‍​​ ‌​​ ​‍​‍ ‌‌‍​‌​ ​ ‌‍​‍‌‍​‍​‍ ‌​ ‌​​ ​ ‌‍‌‌​ ‌ ​‍ ‌‌‍​‌‌‍‌‌‌‍‌‌​ ‌​​‍ ‌‌‍‌‍‌‍​‌​ ‌ ‌‍​‍​ ​‌​ ​ ​ ‌‍​ ​‌‌‍​ ​ ‍​‌‍​ ‌‍‌‌​ ‍ ‌ ‌​‌ ‍‌‌ ​​‌‍‌‌​ ‌‌ ​​‌‍ ‌ ​ ‌ ‌​​ ‍ ‌ ​​‌‍​‌‌ ‌​‌‍‍​​ ‌‌‍​ ‌‍ ‌‍ ‍‌ ‌​‌‍‌‌‌‍ ‍‌ ‌​​‍‌‌​ ‌‌‌​​‍‌‌ ‌‍‍ ‌‍‌‌‌ ‍‌​‍‌‌​ ​ ‌​‌​​‍‌‌​ ​ ‌​‌​​‍‌‌​ ​‍​ ​‍​ ‍‌​ ​​​ ​‍​ ‌‍​ ‌‌‌‍​‌​ ​‌‌‍‌‍‌‍​‍‌‍​ ‌‍‌​​ ‍​​‍‌‌​ ​‍​ ​‍​‍‌‌​ ‌‌‌​‌​​‍ ‍‌‍​ ‌‍‍​‌‍‍‌‌‍ ​‌‍‌​‌ ​‍‌‍‌‌‌‍ ‍​‍‌‌​ ‌‌‌​​‍‌‌ ‌‍‍ ‌‍‌‌‌ ‍‌​‍‌‌​ ​ ‌​‌​​‍‌‌​ ​ ‌​‌​​‍‌‌​ ​‍​ ​‍‌‍‌​‌‍‌‌​ ‍‌​ ​ ‌‍‌​​ ‍​​ ‍‌‌‍​‌​ ‌ ‌‍​‍​ ​‌​ ‍​​‍‌‌​ ​‍​ ​‍​‍‌‌​ ‌‌‌​‌​​‍ ‍‌ ‌​‌‍‌‌‌ ‍​‌ ‌​​ ‌‍​‍‌‍​‌‌ ​ ‌‍‌‌‌‌‌‌‌ ​‍‌‍ ​​ ‌‌‍‍​‌ ‌​‌ ‌​‌ ​​‌ ​ ​‍‌‌​ ​ ‌​​‌​‍‌‌​ ​‍‌​‌‍​‍‌‌​ ​‍‌​‌‍‌‍ ‌‌‍​‌‌‍​ ‌‍‍ ‌‍​‌‌ ‍‌​‍ ‌‌‍‌ ‌‍ ‌‍ ‌‍‌​‌ ‌ ‌‍‍‌‌‍ ‍​‍ ‍‌ ​ ‌‍​‌‌‍ ‍‌‍‍‌‌ ‌​‌ ‍‌​‍ ‍‌ ​ ‌ ‌​‌ ‌‌‌‍‌​‌‍‍‌‌‍ ​‍‌‌​ ​‍‌​‌‍‌ ​ ‌ ‌​‌ ‌‌‌‍‌​‌‍‍‌‌‍ ​‍‌‍‌‍‍‌‌‍‌​​ ‌​ ‍​​ ‌​​ ​​‌‍​ ​ ‌​​ ‍​​ ‌​​ ​‍​‍ ‌‌‍​‌​ ​ ‌‍​‍‌‍​‍​‍ ‌​ ‌​​ ​ ‌‍‌‌​ ‌ ​‍ ‌‌‍​‌‌‍‌‌‌‍‌‌​ ‌​​‍ ‌‌‍‌‍‌‍​‌​ ‌ ‌‍​‍​ ​‌​ ​ ​ ‌‍​ ​‌‌‍​ ​ ‍​‌‍​ ‌‍‌‌​‍‌‍‌ ‌​‌ ‍‌‌ ​​‌‍‌‌​ ‌‌ ​​‌‍ ‌ ​ ‌ ‌​​‍‌‍‌ ​​‌‍​‌‌ ‌​‌‍‍​​ ‌‌‍​ ‌‍ ‌‍ ‍‌ ‌​‌‍‌‌‌‍ ‍‌ ‌​​‍‌‌​ ‌‌‌​​‍‌‌ ‌‍‍ ‌‍‌‌‌ ‍‌​‍‌‌​ ​ ‌​‌​​‍‌‌​ ​ ‌​‌​​‍‌‌​ ​‍​ ​‍​ ‍‌​ ​​​ ​‍​ ‌‍​ ‌‌‌‍​‌​ ​‌‌‍‌‍‌‍​‍‌‍​ ‌‍‌​​ ‍​​‍‌‌​ ​‍​ ​‍​‍‌‌​ ‌‌‌​‌​​‍ ‍‌‍​ ‌‍‍​‌‍‍‌‌‍ ​‌‍‌​‌ ​‍‌‍‌‌‌‍ ‍​‍‌‌​ ‌‌‌​​‍‌‌ ‌‍‍ ‌‍‌‌‌ ‍‌​‍‌‌​ ​ ‌​‌​​‍‌‌​ ​ ‌​‌​​‍‌‌​ ​‍​ ​‍‌‍‌​‌‍‌‌​ ‍‌​ ​ ‌‍‌​​ ‍​​ ‍‌‌‍​‌​ ‌ ‌‍​‍​ ​‌​ ‍​​‍‌‌​ ​‍​ ​‍​‍‌‌​ ‌‌‌​‌​​‍ ‍‌ ‌​‌‍‌‌‌ ‍​‌ ‌​​‍‌‍‌ ​​‌‍‌‌‌ ​‍‌ ​ ‌ ​​‌‍‌‌‌‍​ ‌ ‌​‌‍‍‌‌ ‌‍‌‍‌‌​ ‌‌ ​​‌ ‌‌‌‍​‍‌‍ ​‌‍‍‌‌ ​ ‌‍‍​‌‍‌‌‌‍‌​​‍​‍‌ ‌
The PPSA is being modernised under the Personal Properties
Securities Amendment Framework Reform Bill, following the
Whittaker Review. Here’s what changed:​​​​‌ ‍ ​‍​‍‌‍ ‌ ​‍‌‍‍‌‌‍‌ ‌‍‍‌‌‍ ‍​‍​‍​ ‍‍​‍​‍‌ ​ ‌‍​‌‌‍ ‍‌‍‍‌‌ ‌​‌ ‍‌​‍ ‍‌‍‍‌‌‍ ​‍​‍​‍ ​​‍​‍‌‍‍​‌ ​‍‌‍‌‌‌‍‌‍​‍​‍​ ‍‍​‍​‍‌‍‍​‌ ‌​‌ ‌​‌ ​​‌ ​ ​ ‍‍​‍ ​‍ ‌‍ ‌‌‍​‌‌‍​ ‌‍‍ ‌‍​‌‌ ‍‌​‍ ‌‌‍‌ ‌‍ ‌‍ ‌‍‌​‌ ‌ ‌‍‍‌‌‍ ‍​‍ ‍‌ ​ ‌‍​‌‌‍ ‍‌‍‍‌‌ ‌​‌ ‍‌​‍ ‍‌ ​ ‌ ‌​‌ ‌‌‌‍‌​‌‍‍‌‌‍ ​‍ ‌ ​ ‌ ‌​‌ ‌‌‌‍‌​‌‍‍‌‌‍ ​‍ ‌‍‍‌‌‍ ‍‌ ‌​‌‍‌‌‌‍ ‍‌ ‌​​‍ ‌‍‌‌‌‍‌​‌‍‍‌‌ ‌​​‍ ‌‍ ‌‌‍ ‌‍‌​‌‍‌‌​ ‌‌ ​​‌ ​‍‌‍‌‌‌ ​ ‌‍‌‌‌‍ ‍‌ ‌​‌‍​‌‌ ‌​‌‍‍‌‌‍ ‌‍ ‍​ ‍ ‌‍‍‌‌‍‌​​ ‌​ ‍​​ ‌​​ ​​‌‍​ ​ ‌​​ ‍​​ ‌​​ ​‍​‍ ‌‌‍​‌​ ​ ‌‍​‍‌‍​‍​‍ ‌​ ‌​​ ​ ‌‍‌‌​ ‌ ​‍ ‌‌‍​‌‌‍‌‌‌‍‌‌​ ‌​​‍ ‌‌‍‌‍‌‍​‌​ ‌ ‌‍​‍​ ​‌​ ​ ​ ‌‍​ ​‌‌‍​ ​ ‍​‌‍​ ‌‍‌‌​ ‍ ‌ ‌​‌ ‍‌‌ ​​‌‍‌‌​ ‌‌ ​​‌‍ ‌ ​ ‌ ‌​​ ‍ ‌ ​​‌‍​‌‌ ‌​‌‍‍​​ ‌‌‍​ ‌‍ ‌‍ ‍‌ ‌​‌‍‌‌‌‍ ‍‌ ‌​​‍‌‌​ ‌‌‌​​‍‌‌ ‌‍‍ ‌‍‌‌‌ ‍‌​‍‌‌​ ​ ‌​‌​​‍‌‌​ ​ ‌​‌​​‍‌‌​ ​‍​ ​‍‌‍​‌​ ‍​‌‍​‍‌‍‌​​ ​ ‌‍‌‍​ ‍​​ ‌ ​ ‍​‌‍‌​‌‍​‍​ ‌‍​‍‌‌​ ​‍​ ​‍​‍‌‌​ ‌‌‌​‌​​‍ ‍‌‍​ ‌‍‍​‌‍‍‌‌‍ ​‌‍‌​‌ ​‍‌‍‌‌‌‍ ‍​‍‌‌​ ‌‌‌​​‍‌‌ ‌‍‍ ‌‍‌‌‌ ‍‌​‍‌‌​ ​ ‌​‌​​‍‌‌​ ​ ‌​‌​​‍‌‌​ ​‍​ ​‍​ ​​‌‍‌‌‌‍‌​‌‍‌​​ ‍‌​ ‌‍​ ‌​​ ‌ ​ ‍​​ ‍‌​ ​ ​ ‍​​‍‌‌​ ​‍​ ​‍​‍‌‌​ ‌‌‌​‌​​‍ ‍‌ ‌​‌‍‌‌‌ ‍​‌ ‌​​ ‌‍​‍‌‍​‌‌ ​ ‌‍‌‌‌‌‌‌‌ ​‍‌‍ ​​ ‌‌‍‍​‌ ‌​‌ ‌​‌ ​​‌ ​ ​‍‌‌​ ​ ‌​​‌​‍‌‌​ ​‍‌​‌‍​‍‌‌​ ​‍‌​‌‍‌‍ ‌‌‍​‌‌‍​ ‌‍‍ ‌‍​‌‌ ‍‌​‍ ‌‌‍‌ ‌‍ ‌‍ ‌‍‌​‌ ‌ ‌‍‍‌‌‍ ‍​‍ ‍‌ ​ ‌‍​‌‌‍ ‍‌‍‍‌‌ ‌​‌ ‍‌​‍ ‍‌ ​ ‌ ‌​‌ ‌‌‌‍‌​‌‍‍‌‌‍ ​‍‌‌​ ​‍‌​‌‍‌ ​ ‌ ‌​‌ ‌‌‌‍‌​‌‍‍‌‌‍ ​‍‌‍‌‍‍‌‌‍‌​​ ‌​ ‍​​ ‌​​ ​​‌‍​ ​ ‌​​ ‍​​ ‌​​ ​‍​‍ ‌‌‍​‌​ ​ ‌‍​‍‌‍​‍​‍ ‌​ ‌​​ ​ ‌‍‌‌​ ‌ ​‍ ‌‌‍​‌‌‍‌‌‌‍‌‌​ ‌​​‍ ‌‌‍‌‍‌‍​‌​ ‌ ‌‍​‍​ ​‌​ ​ ​ ‌‍​ ​‌‌‍​ ​ ‍​‌‍​ ‌‍‌‌​‍‌‍‌ ‌​‌ ‍‌‌ ​​‌‍‌‌​ ‌‌ ​​‌‍ ‌ ​ ‌ ‌​​‍‌‍‌ ​​‌‍​‌‌ ‌​‌‍‍​​ ‌‌‍​ ‌‍ ‌‍ ‍‌ ‌​‌‍‌‌‌‍ ‍‌ ‌​​‍‌‌​ ‌‌‌​​‍‌‌ ‌‍‍ ‌‍‌‌‌ ‍‌​‍‌‌​ ​ ‌​‌​​‍‌‌​ ​ ‌​‌​​‍‌‌​ ​‍​ ​‍‌‍​‌​ ‍​‌‍​‍‌‍‌​​ ​ ‌‍‌‍​ ‍​​ ‌ ​ ‍​‌‍‌​‌‍​‍​ ‌‍​‍‌‌​ ​‍​ ​‍​‍‌‌​ ‌‌‌​‌​​‍ ‍‌‍​ ‌‍‍​‌‍‍‌‌‍ ​‌‍‌​‌ ​‍‌‍‌‌‌‍ ‍​‍‌‌​ ‌‌‌​​‍‌‌ ‌‍‍ ‌‍‌‌‌ ‍‌​‍‌‌​ ​ ‌​‌​​‍‌‌​ ​ ‌​‌​​‍‌‌​ ​‍​ ​‍​ ​​‌‍‌‌‌‍‌​‌‍‌​​ ‍‌​ ‌‍​ ‌​​ ‌ ​ ‍​​ ‍‌​ ​ ​ ‍​​‍‌‌​ ​‍​ ​‍​‍‌‌​ ‌‌‌​‌​​‍ ‍‌ ‌​‌‍‌‌‌ ‍​‌ ‌​​‍‌‍‌ ​​‌‍‌‌‌ ​‍‌ ​ ‌ ​​‌‍‌‌‌‍​ ‌ ‌​‌‍‍‌‌ ‌‍‌‍‌‌​ ‌‌ ​​‌ ‌‌‌‍​‍‌‍ ​‌‍‍‌‌ ​ ‌‍‍​‌‍‌‌‌‍‌​​‍​‍‌ ‌
Simplified definitions and concepts​​​​‌ ‍ ​‍​‍‌‍ ‌ ​‍‌‍‍‌‌‍‌ ‌‍‍‌‌‍ ‍​‍​‍​ ‍‍​‍​‍‌ ​ ‌‍​‌‌‍ ‍‌‍‍‌‌ ‌​‌ ‍‌​‍ ‍‌‍‍‌‌‍ ​‍​‍​‍ ​​‍​‍‌‍‍​‌ ​‍‌‍‌‌‌‍‌‍​‍​‍​ ‍‍​‍​‍‌‍‍​‌ ‌​‌ ‌​‌ ​​‌ ​ ​ ‍‍​‍ ​‍ ‌‍ ‌‌‍​‌‌‍​ ‌‍‍ ‌‍​‌‌ ‍‌​‍ ‌‌‍‌ ‌‍ ‌‍ ‌‍‌​‌ ‌ ‌‍‍‌‌‍ ‍​‍ ‍‌ ​ ‌‍​‌‌‍ ‍‌‍‍‌‌ ‌​‌ ‍‌​‍ ‍‌ ​ ‌ ‌​‌ ‌‌‌‍‌​‌‍‍‌‌‍ ​‍ ‌ ​ ‌ ‌​‌ ‌‌‌‍‌​‌‍‍‌‌‍ ​‍ ‌‍‍‌‌‍ ‍‌ ‌​‌‍‌‌‌‍ ‍‌ ‌​​‍ ‌‍‌‌‌‍‌​‌‍‍‌‌ ‌​​‍ ‌‍ ‌‌‍ ‌‍‌​‌‍‌‌​ ‌‌ ​​‌ ​‍‌‍‌‌‌ ​ ‌‍‌‌‌‍ ‍‌ ‌​‌‍​‌‌ ‌​‌‍‍‌‌‍ ‌‍ ‍​ ‍ ‌‍‍‌‌‍‌​​ ‌​ ‍​​ ‌​​ ​​‌‍​ ​ ‌​​ ‍​​ ‌​​ ​‍​‍ ‌‌‍​‌​ ​ ‌‍​‍‌‍​‍​‍ ‌​ ‌​​ ​ ‌‍‌‌​ ‌ ​‍ ‌‌‍​‌‌‍‌‌‌‍‌‌​ ‌​​‍ ‌‌‍‌‍‌‍​‌​ ‌ ‌‍​‍​ ​‌​ ​ ​ ‌‍​ ​‌‌‍​ ​ ‍​‌‍​ ‌‍‌‌​ ‍ ‌ ‌​‌ ‍‌‌ ​​‌‍‌‌​ ‌‌ ​​‌‍ ‌ ​ ‌ ‌​​ ‍ ‌ ​​‌‍​‌‌ ‌​‌‍‍​​ ‌‌‍​ ‌‍ ‌‍ ‍‌ ‌​‌‍‌‌‌‍ ‍‌ ‌​​‍‌‌​ ‌‌‌​​‍‌‌ ‌‍‍ ‌‍‌‌‌ ‍‌​‍‌‌​ ​ ‌​‌​​‍‌‌​ ​ ‌​‌​​‍‌‌​ ​‍​ ​‍​ ‌ ‌‍​ ​ ‌‌​ ‌ ​ ‌‌‌‍​‍​ ​​​ ‌​​ ‌ ‌‍​ ​ ‍‌​ ‌​​‍‌‌​ ​‍​ ​‍​‍‌‌​ ‌‌‌​‌​​‍ ‍‌‍​ ‌‍‍​‌‍‍‌‌‍ ​‌‍‌​‌ ​‍‌‍‌‌‌‍ ‍​‍‌‌​ ‌‌‌​​‍‌‌ ‌‍‍ ‌‍‌‌‌ ‍‌​‍‌‌​ ​ ‌​‌​​‍‌‌​ ​ ‌​‌​​‍‌‌​ ​‍​ ​‍‌‍‌‌​ ​ ​ ‌​‌‍​ ​ ‍​​ ​‍‌‍‌‌​ ​ ​ ​ ‌‍‌‌‌‍‌​​ ‌ ​‍‌‌​ ​‍​ ​‍​‍‌‌​ ‌‌‌​‌​​‍ ‍‌ ‌​‌‍‌‌‌ ‍​‌ ‌​​ ‌‍​‍‌‍​‌‌ ​ ‌‍‌‌‌‌‌‌‌ ​‍‌‍ ​​ ‌‌‍‍​‌ ‌​‌ ‌​‌ ​​‌ ​ ​‍‌‌​ ​ ‌​​‌​‍‌‌​ ​‍‌​‌‍​‍‌‌​ ​‍‌​‌‍‌‍ ‌‌‍​‌‌‍​ ‌‍‍ ‌‍​‌‌ ‍‌​‍ ‌‌‍‌ ‌‍ ‌‍ ‌‍‌​‌ ‌ ‌‍‍‌‌‍ ‍​‍ ‍‌ ​ ‌‍​‌‌‍ ‍‌‍‍‌‌ ‌​‌ ‍‌​‍ ‍‌ ​ ‌ ‌​‌ ‌‌‌‍‌​‌‍‍‌‌‍ ​‍‌‌​ ​‍‌​‌‍‌ ​ ‌ ‌​‌ ‌‌‌‍‌​‌‍‍‌‌‍ ​‍‌‍‌‍‍‌‌‍‌​​ ‌​ ‍​​ ‌​​ ​​‌‍​ ​ ‌​​ ‍​​ ‌​​ ​‍​‍ ‌‌‍​‌​ ​ ‌‍​‍‌‍​‍​‍ ‌​ ‌​​ ​ ‌‍‌‌​ ‌ ​‍ ‌‌‍​‌‌‍‌‌‌‍‌‌​ ‌​​‍ ‌‌‍‌‍‌‍​‌​ ‌ ‌‍​‍​ ​‌​ ​ ​ ‌‍​ ​‌‌‍​ ​ ‍​‌‍​ ‌‍‌‌​‍‌‍‌ ‌​‌ ‍‌‌ ​​‌‍‌‌​ ‌‌ ​​‌‍ ‌ ​ ‌ ‌​​‍‌‍‌ ​​‌‍​‌‌ ‌​‌‍‍​​ ‌‌‍​ ‌‍ ‌‍ ‍‌ ‌​‌‍‌‌‌‍ ‍‌ ‌​​‍‌‌​ ‌‌‌​​‍‌‌ ‌‍‍ ‌‍‌‌‌ ‍‌​‍‌‌​ ​ ‌​‌​​‍‌‌​ ​ ‌​‌​​‍‌‌​ ​‍​ ​‍​ ‌ ‌‍​ ​ ‌‌​ ‌ ​ ‌‌‌‍​‍​ ​​​ ‌​​ ‌ ‌‍​ ​ ‍‌​ ‌​​‍‌‌​ ​‍​ ​‍​‍‌‌​ ‌‌‌​‌​​‍ ‍‌‍​ ‌‍‍​‌‍‍‌‌‍ ​‌‍‌​‌ ​‍‌‍‌‌‌‍ ‍​‍‌‌​ ‌‌‌​​‍‌‌ ‌‍‍ ‌‍‌‌‌ ‍‌​‍‌‌​ ​ ‌​‌​​‍‌‌​ ​ ‌​‌​​‍‌‌​ ​‍​ ​‍‌‍‌‌​ ​ ​ ‌​‌‍​ ​ ‍​​ ​‍‌‍‌‌​ ​ ​ ​ ‌‍‌‌‌‍‌​​ ‌ ​‍‌‌​ ​‍​ ​‍​‍‌‌​ ‌‌‌​‌​​‍ ‍‌ ‌​‌‍‌‌‌ ‍​‌ ‌​​‍‌‍‌ ​​‌‍‌‌‌ ​‍‌ ​ ‌ ​​‌‍‌‌‌‍​ ‌ ‌​‌‍‍‌‌ ‌‍‌‍‌‌​ ‌‌ ​​‌ ‌‌‌‍​‍‌‍ ​‌‍‍‌‌ ​ ‌‍‍​‌‍‌‌‌‍‌​​‍​‍‌ ‌
The amendments streamline key PPSA concepts and reduce
complexity in how different types of security are described.
For you, that means fewer technical barriers when identifying
whether you have a PMSI and how it should be registered.​​​​‌ ‍ ​‍​‍‌‍ ‌ ​‍‌‍‍‌‌‍‌ ‌‍‍‌‌‍ ‍​‍​‍​ ‍‍​‍​‍‌ ​ ‌‍​‌‌‍ ‍‌‍‍‌‌ ‌​‌ ‍‌​‍ ‍‌‍‍‌‌‍ ​‍​‍​‍ ​​‍​‍‌‍‍​‌ ​‍‌‍‌‌‌‍‌‍​‍​‍​ ‍‍​‍​‍‌‍‍​‌ ‌​‌ ‌​‌ ​​‌ ​ ​ ‍‍​‍ ​‍ ‌‍ ‌‌‍​‌‌‍​ ‌‍‍ ‌‍​‌‌ ‍‌​‍ ‌‌‍‌ ‌‍ ‌‍ ‌‍‌​‌ ‌ ‌‍‍‌‌‍ ‍​‍ ‍‌ ​ ‌‍​‌‌‍ ‍‌‍‍‌‌ ‌​‌ ‍‌​‍ ‍‌ ​ ‌ ‌​‌ ‌‌‌‍‌​‌‍‍‌‌‍ ​‍ ‌ ​ ‌ ‌​‌ ‌‌‌‍‌​‌‍‍‌‌‍ ​‍ ‌‍‍‌‌‍ ‍‌ ‌​‌‍‌‌‌‍ ‍‌ ‌​​‍ ‌‍‌‌‌‍‌​‌‍‍‌‌ ‌​​‍ ‌‍ ‌‌‍ ‌‍‌​‌‍‌‌​ ‌‌ ​​‌ ​‍‌‍‌‌‌ ​ ‌‍‌‌‌‍ ‍‌ ‌​‌‍​‌‌ ‌​‌‍‍‌‌‍ ‌‍ ‍​ ‍ ‌‍‍‌‌‍‌​​ ‌​ ‍​​ ‌​​ ​​‌‍​ ​ ‌​​ ‍​​ ‌​​ ​‍​‍ ‌‌‍​‌​ ​ ‌‍​‍‌‍​‍​‍ ‌​ ‌​​ ​ ‌‍‌‌​ ‌ ​‍ ‌‌‍​‌‌‍‌‌‌‍‌‌​ ‌​​‍ ‌‌‍‌‍‌‍​‌​ ‌ ‌‍​‍​ ​‌​ ​ ​ ‌‍​ ​‌‌‍​ ​ ‍​‌‍​ ‌‍‌‌​ ‍ ‌ ‌​‌ ‍‌‌ ​​‌‍‌‌​ ‌‌ ​​‌‍ ‌ ​ ‌ ‌​​ ‍ ‌ ​​‌‍​‌‌ ‌​‌‍‍​​ ‌‌‍​ ‌‍ ‌‍ ‍‌ ‌​‌‍‌‌‌‍ ‍‌ ‌​​‍‌‌​ ‌‌‌​​‍‌‌ ‌‍‍ ‌‍‌‌‌ ‍‌​‍‌‌​ ​ ‌​‌​​‍‌‌​ ​ ‌​‌​​‍‌‌​ ​‍​ ​‍​ ‌ ‌‍​ ​ ‌‌​ ‌ ​ ‌‌‌‍​‍​ ​​​ ‌​​ ‌ ‌‍​ ​ ‍‌​ ‌​​‍‌‌​ ​‍​ ​‍​‍‌‌​ ‌‌‌​‌​​‍ ‍‌‍​ ‌‍‍​‌‍‍‌‌‍ ​‌‍‌​‌ ​‍‌‍‌‌‌‍ ‍​‍‌‌​ ‌‌‌​​‍‌‌ ‌‍‍ ‌‍‌‌‌ ‍‌​‍‌‌​ ​ ‌​‌​​‍‌‌​ ​ ‌​‌​​‍‌‌​ ​‍​ ​‍​ ​​​ ‌‌​ ‌​‌‍‌​‌‍‌‍‌‍​‌​ ​‍‌‍​ ‌‍‌‌​ ‌ ‌‍‌‍​ ‌ ​‍‌‌​ ​‍​ ​‍​‍‌‌​ ‌‌‌​‌​​‍ ‍‌ ‌​‌‍‌‌‌ ‍​‌ ‌​​ ‌‍​‍‌‍​‌‌ ​ ‌‍‌‌‌‌‌‌‌ ​‍‌‍ ​​ ‌‌‍‍​‌ ‌​‌ ‌​‌ ​​‌ ​ ​‍‌‌​ ​ ‌​​‌​‍‌‌​ ​‍‌​‌‍​‍‌‌​ ​‍‌​‌‍‌‍ ‌‌‍​‌‌‍​ ‌‍‍ ‌‍​‌‌ ‍‌​‍ ‌‌‍‌ ‌‍ ‌‍ ‌‍‌​‌ ‌ ‌‍‍‌‌‍ ‍​‍ ‍‌ ​ ‌‍​‌‌‍ ‍‌‍‍‌‌ ‌​‌ ‍‌​‍ ‍‌ ​ ‌ ‌​‌ ‌‌‌‍‌​‌‍‍‌‌‍ ​‍‌‌​ ​‍‌​‌‍‌ ​ ‌ ‌​‌ ‌‌‌‍‌​‌‍‍‌‌‍ ​‍‌‍‌‍‍‌‌‍‌​​ ‌​ ‍​​ ‌​​ ​​‌‍​ ​ ‌​​ ‍​​ ‌​​ ​‍​‍ ‌‌‍​‌​ ​ ‌‍​‍‌‍​‍​‍ ‌​ ‌​​ ​ ‌‍‌‌​ ‌ ​‍ ‌‌‍​‌‌‍‌‌‌‍‌‌​ ‌​​‍ ‌‌‍‌‍‌‍​‌​ ‌ ‌‍​‍​ ​‌​ ​ ​ ‌‍​ ​‌‌‍​ ​ ‍​‌‍​ ‌‍‌‌​‍‌‍‌ ‌​‌ ‍‌‌ ​​‌‍‌‌​ ‌‌ ​​‌‍ ‌ ​ ‌ ‌​​‍‌‍‌ ​​‌‍​‌‌ ‌​‌‍‍​​ ‌‌‍​ ‌‍ ‌‍ ‍‌ ‌​‌‍‌‌‌‍ ‍‌ ‌​​‍‌‌​ ‌‌‌​​‍‌‌ ‌‍‍ ‌‍‌‌‌ ‍‌​‍‌‌​ ​ ‌​‌​​‍‌‌​ ​ ‌​‌​​‍‌‌​ ​‍​ ​‍​ ‌ ‌‍​ ​ ‌‌​ ‌ ​ ‌‌‌‍​‍​ ​​​ ‌​​ ‌ ‌‍​ ​ ‍‌​ ‌​​‍‌‌​ ​‍​ ​‍​‍‌‌​ ‌‌‌​‌​​‍ ‍‌‍​ ‌‍‍​‌‍‍‌‌‍ ​‌‍‌​‌ ​‍‌‍‌‌‌‍ ‍​‍‌‌​ ‌‌‌​​‍‌‌ ‌‍‍ ‌‍‌‌‌ ‍‌​‍‌‌​ ​ ‌​‌​​‍‌‌​ ​ ‌​‌​​‍‌‌​ ​‍​ ​‍​ ​​​ ‌‌​ ‌​‌‍‌​‌‍‌‍‌‍​‌​ ​‍‌‍​ ‌‍‌‌​ ‌ ‌‍‌‍​ ‌ ​‍‌‌​ ​‍​ ​‍​‍‌‌​ ‌‌‌​‌​​‍ ‍‌ ‌​‌‍‌‌‌ ‍​‌ ‌​​‍‌‍‌ ​​‌‍‌‌‌ ​‍‌ ​ ‌ ​​‌‍‌‌‌‍​ ‌ ‌​‌‍‍‌‌ ‌‍‌‍‌‌​ ‌‌ ​​‌ ‌‌‌‍​‍‌‍ ​‌‍‍‌‌ ​ ‌‍‍​‌‍‌‌‌‍‌​​‍​‍‌ ‌